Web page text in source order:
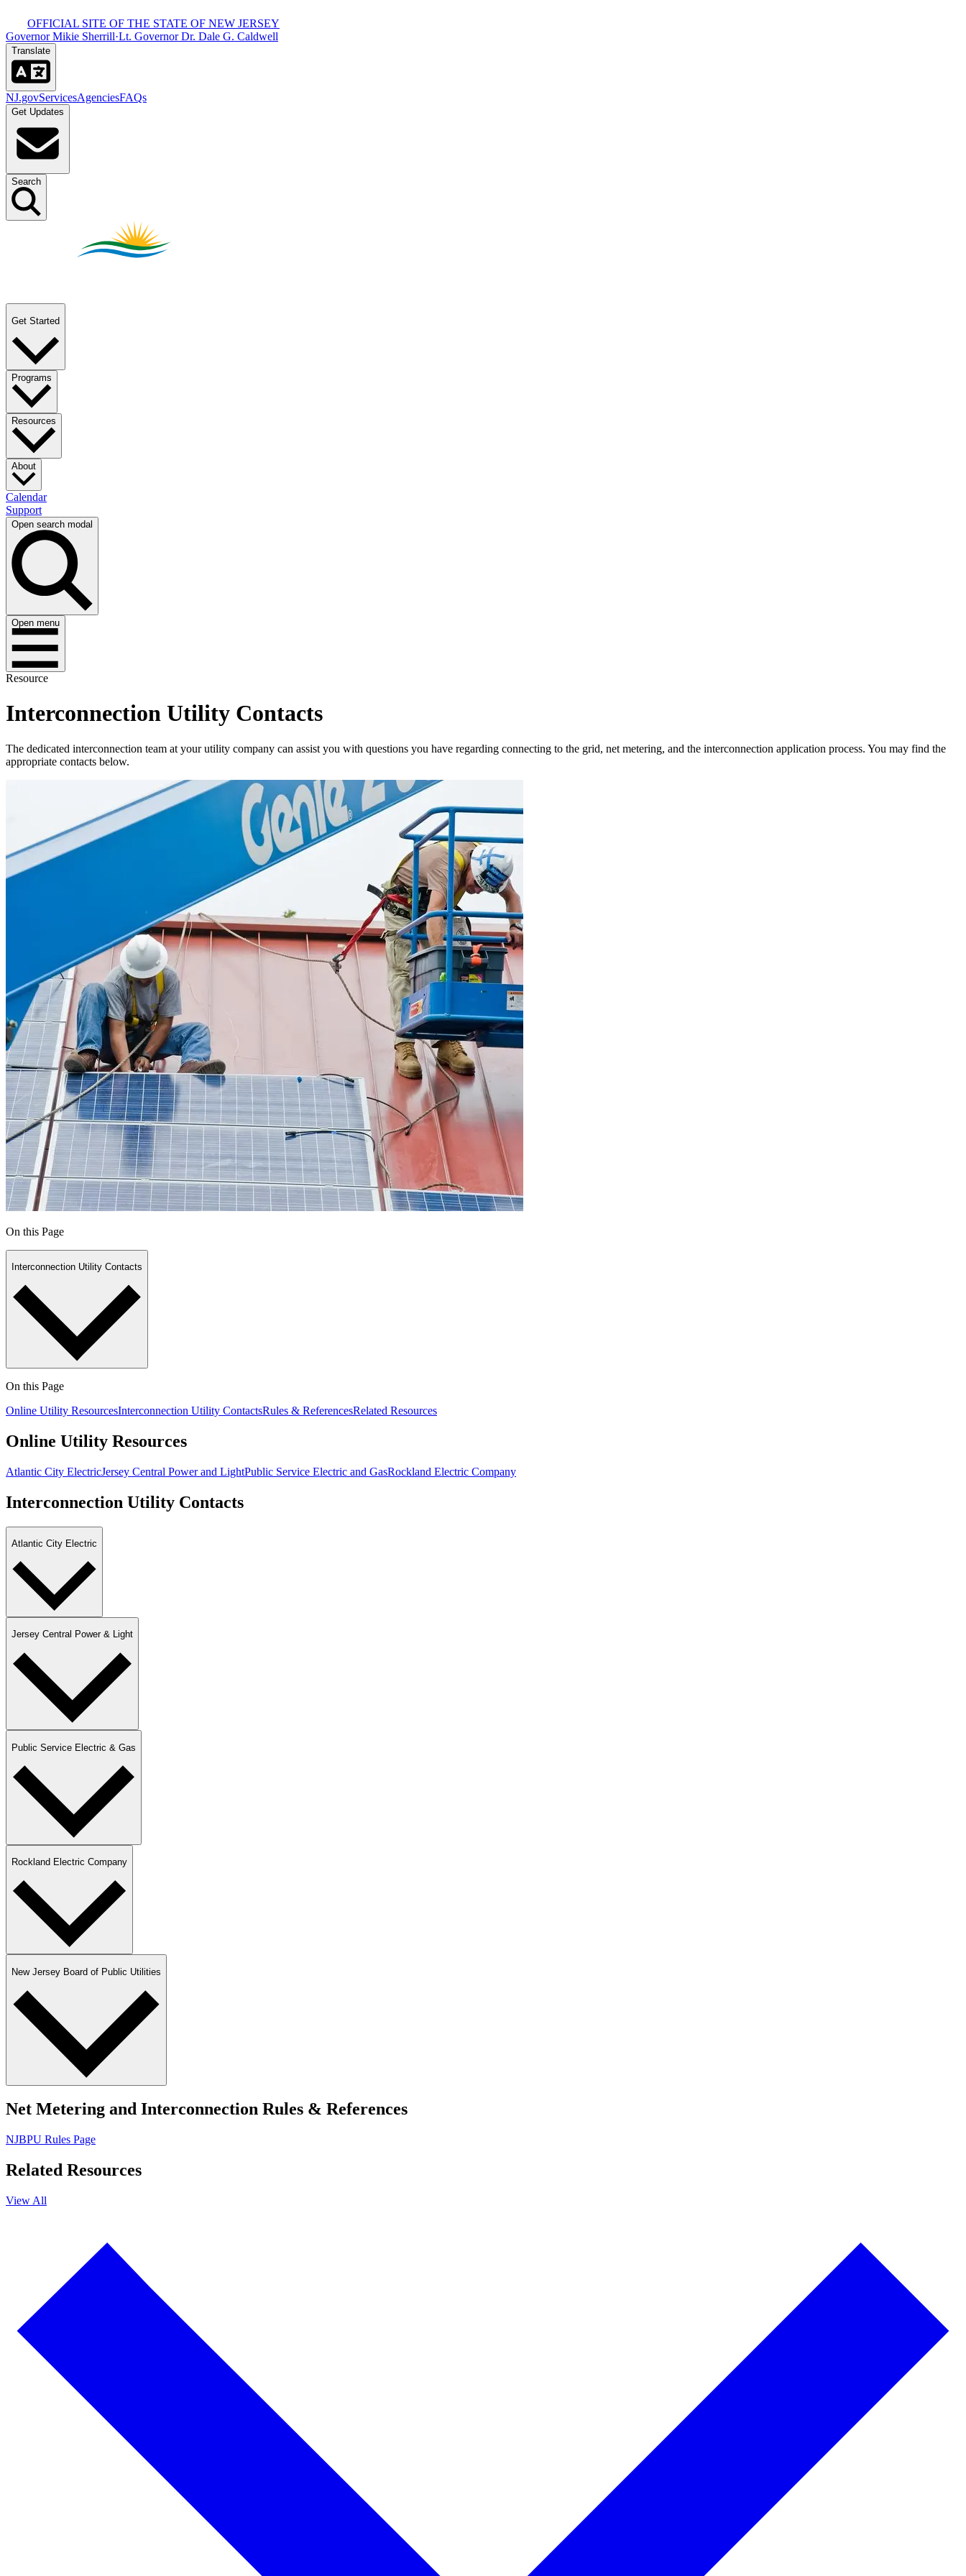
OFFICIAL SITE OF THE STATE OF NEW JERSEY​​​​‌ ‍ ​‍​‍‌‍ ‌ ​‍‌‍‍‌‌‍‌ ‌‍‍‌‌‍ ‍​‍​‍​ ‍‍​‍​‍‌ ​ ‌‍​‌‌‍ ‍‌‍‍‌‌ ‌​‌ ‍‌​‍ ‍‌‍‍‌‌‍ ​‍​‍​‍ ​​‍​‍‌‍‍​‌ ​‍‌‍‌‌‌‍‌‍​‍​‍​ ‍‍​‍​‍‌‍‍​‌ ‌​‌ ‌​‌ ​​​ ‍‍​‍ ​‍ ‌‍ ​‌‍ ‌‍​ ‌‍​‌‌‍ ​‌‍‍​‌‍ ‌ ​ ‌ ‌​​ ‍‍​ ​ ​ ​ ​ ​ ​ ​ ​‍ ‌‍‍‌‌‍ ‍‌ ‌​‌‍‌‌‌‍ ‍‌ ‌​​‍ ‌‍‌‌‌‍‌​‌‍‍‌‌ ‌​​‍ ‌‍ ‌‌‍ ‌‍‌​‌‍‌‌​ ‌‌ ​​‌ ​‍‌‍‌‌‌ ​ ‌‍‌‌‌‍ ‍‌ ‌​‌‍​‌‌ ‌​‌‍‍‌‌‍ ‌‍ ‍​ ‍ ‌‍‍‌‌‍‌​​ ‌‌‍ ‍‌‍‍‍‌​‌ ‌‍ ‌ ‌‍‌​ ​‌‍​‌‌ ‍‌‌‍ ‌ ‌‌‌ ‌​​ ‍ ‌ ‌​‌ ‍‌‌ ​​‌‍‌‌​ ‌‌‍ ‍‌‍‍‍‌‍ ​‌‍​‌‌ ‍‌‌‍ ‌ ‌‌‌ ‌​​ ‍ ‌ ​​‌‍​‌‌ ‌​‌‍‍​​ ‌‌‍‍​‌‍‌‌‌‍​‌‌‍‌​‌‍‌‌‌ ​‍​‍ ‍‌ ​ ‌‍‌‌‌‍​‌‌‍ ​​‍ ‍‌ ‌​‌‍‌‌‌ ‍​‌ ‌​​ ‌‍​‍‌‍​‌‌ ​ ‌‍‌‌‌‌‌‌‌ ​‍‌‍ ​​ ‌‌‍‍​‌ ‌​‌ ‌​‌ ​​​‍‌‌​ ​ ‌​​‌​‍‌‌​ ​‍‌​‌‍​‍‌‌​ ​‍‌​‌‍‌‍ ​‌‍ ‌‍​ ‌‍​‌‌‍ ​‌‍‍​‌‍ ‌ ​ ‌ ‌​​‍‌‌​ ​ ‌​​‌​ ​ ​ ​ ​ ​ ​ ​ ​‍‌‍‌‍‍‌‌‍‌​​ ‌‌‍ ‍‌‍‍‍‌​‌ ‌‍ ‌ ‌‍‌​ ​‌‍​‌‌ ‍‌‌‍ ‌ ‌‌‌ ‌​​‍‌‍‌ ‌​‌ ‍‌‌ ​​‌‍‌‌​ ‌‌‍ ‍‌‍‍‍‌‍ ​‌‍​‌‌ ‍‌‌‍ ‌ ‌‌‌ ‌​​‍‌‍‌ ​​‌‍​‌‌ ‌​‌‍‍​​ ‌‌‍‍​‌‍‌‌‌‍​‌‌‍‌​‌‍‌‌‌ ​‍​‍ ‍‌ ​ ‌‍‌‌‌‍​‌‌‍ ​​‍ ‍‌ ‌​‌‍‌‌‌ ‍​‌ ‌​​‍‌‍‌ ​​‌‍‌‌‌ ​‍‌ ​ ‌ ​​‌‍‌‌‌‍​ ‌ ‌​‌‍‍‌‌ ‌‍‌‍‌‌​ ‌‌ ​​‌ ‌‌‌‍​‍‌‍ ​‌‍‍‌‌ ​ ‌‍‍​‌‍‌‌‌‍‌​​‍​‍‌ ‌
Governor Mikie Sherrill​​​​‌ ‍ ​‍​‍‌‍ ‌ ​‍‌‍‍‌‌‍‌ ‌‍‍‌‌‍ ‍​‍​‍​ ‍‍​‍​‍‌ ​ ‌‍​‌‌‍ ‍‌‍‍‌‌ ‌​‌ ‍‌​‍ ‍‌‍‍‌‌‍ ​‍​‍​‍ ​​‍​‍‌‍‍​‌ ​‍‌‍‌‌‌‍‌‍​‍​‍​ ‍‍​‍​‍‌‍‍​‌ ‌​‌ ‌​‌ ​​​ ‍‍​‍ ​‍ ‌‍ ​‌‍ ‌‍​ ‌‍​‌‌‍ ​‌‍‍​‌‍ ‌ ​ ‌ ‌​​ ‍‍​ ​ ​ ​ ​ ​ ​ ​ ​‍ ‌‍‍‌‌‍ ‍‌ ‌​‌‍‌‌‌‍ ‍‌ ‌​​‍ ‌‍‌‌‌‍‌​‌‍‍‌‌ ‌​​‍ ‌‍ ‌‌‍ ‌‍‌​‌‍‌‌​ ‌‌ ​​‌ ​‍‌‍‌‌‌ ​ ‌‍‌‌‌‍ ‍‌ ‌​‌‍​‌‌ ‌​‌‍‍‌‌‍ ‌‍ ‍​ ‍ ‌‍‍‌‌‍‌​​ ‌‌‍ ‍‌‍‍‍‌​‌ ‌‍ ‌ ‌‍‌​ ​‌‍​‌‌ ‍‌‌‍ ‌ ‌‌‌ ‌​​ ‍ ‌ ‌​‌ ‍‌‌ ​​‌‍‌‌​ ‌‌‍ ‍‌‍‍‍‌‍ ​‌‍​‌‌ ‍‌‌‍ ‌ ‌‌‌ ‌​​ ‍ ‌ ​​‌‍​‌‌ ‌​‌‍‍​​ ‌‌‍‍​‌‍‌‌‌‍​‌‌‍‌​‌‍‌‌‌ ​‍​‍ ‍‌‍ ​‌‍‌‌‌‍​‌‌‍‌​‌‍‌‌‌ ​‍‌ ​ ​‍ ‍‌‍‌ ‌‍ ‌ ‌‍‌‍‌‌‌ ​‍‌‍ ‍‌‍ ‌ ​‍​ ‌‍​‍‌‍​‌‌ ​ ‌‍‌‌‌‌‌‌‌ ​‍‌‍ ​​ ‌‌‍‍​‌ ‌​‌ ‌​‌ ​​​‍‌‌​ ​ ‌​​‌​‍‌‌​ ​‍‌​‌‍​‍‌‌​ ​‍‌​‌‍‌‍ ​‌‍ ‌‍​ ‌‍​‌‌‍ ​‌‍‍​‌‍ ‌ ​ ‌ ‌​​‍‌‌​ ​ ‌​​‌​ ​ ​ ​ ​ ​ ​ ​ ​‍‌‍‌‍‍‌‌‍‌​​ ‌‌‍ ‍‌‍‍‍‌​‌ ‌‍ ‌ ‌‍‌​ ​‌‍​‌‌ ‍‌‌‍ ‌ ‌‌‌ ‌​​‍‌‍‌ ‌​‌ ‍‌‌ ​​‌‍‌‌​ ‌‌‍ ‍‌‍‍‍‌‍ ​‌‍​‌‌ ‍‌‌‍ ‌ ‌‌‌ ‌​​‍‌‍‌ ​​‌‍​‌‌ ‌​‌‍‍​​ ‌‌‍‍​‌‍‌‌‌‍​‌‌‍‌​‌‍‌‌‌ ​‍​‍ ‍‌‍ ​‌‍‌‌‌‍​‌‌‍‌​‌‍‌‌‌ ​‍‌ ​ ​‍ ‍‌‍‌ ‌‍ ‌ ‌‍‌‍‌‌‌ ​‍‌‍ ‍‌‍ ‌ ​‍​‍‌‍‌ ​​‌‍‌‌‌ ​‍‌ ​ ‌ ​​‌‍‌‌‌‍​ ‌ ‌​‌‍‍‌‌ ‌‍‌‍‌‌​ ‌‌ ​​‌ ‌‌‌‍​‍‌‍ ​‌‍‍‌‌ ​ ‌‍‍​‌‍‌‌‌‍‌​​‍​‍‌ ‌·Lt. Governor Dr. Dale G. Caldwell​​​​‌ ‍ ​‍​‍‌‍ ‌ ​‍‌‍‍‌‌‍‌ ‌‍‍‌‌‍ ‍​‍​‍​ ‍‍​‍​‍‌ ​ ‌‍​‌‌‍ ‍‌‍‍‌‌ ‌​‌ ‍‌​‍ ‍‌‍‍‌‌‍ ​‍​‍​‍ ​​‍​‍‌‍‍​‌ ​‍‌‍‌‌‌‍‌‍​‍​‍​ ‍‍​‍​‍‌‍‍​‌ ‌​‌ ‌​‌ ​​​ ‍‍​‍ ​‍ ‌‍ ​‌‍ ‌‍​ ‌‍​‌‌‍ ​‌‍‍​‌‍ ‌ ​ ‌ ‌​​ ‍‍​ ​ ​ ​ ​ ​ ​ ​ ​‍ ‌‍‍‌‌‍ ‍‌ ‌​‌‍‌‌‌‍ ‍‌ ‌​​‍ ‌‍‌‌‌‍‌​‌‍‍‌‌ ‌​​‍ ‌‍ ‌‌‍ ‌‍‌​‌‍‌‌​ ‌‌ ​​‌ ​‍‌‍‌‌‌ ​ ‌‍‌‌‌‍ ‍‌ ‌​‌‍​‌‌ ‌​‌‍‍‌‌‍ ‌‍ ‍​ ‍ ‌‍‍‌‌‍‌​​ ‌‌‍ ‍‌‍‍‍‌​‌ ‌‍ ‌ ‌‍‌​ ​‌‍​‌‌ ‍‌‌‍ ‌ ‌‌‌ ‌​​ ‍ ‌ ‌​‌ ‍‌‌ ​​‌‍‌‌​ ‌‌‍ ‍‌‍‍‍‌‍ ​‌‍​‌‌ ‍‌‌‍ ‌ ‌‌‌ ‌​​ ‍ ‌ ​​‌‍​‌‌ ‌​‌‍‍​​ ‌‌‍‍​‌‍‌‌‌‍​‌‌‍‌​‌‍‌‌‌ ​‍​‍ ‍‌‍ ​‌‍‌‌‌‍​‌‌‍‌​‌‍‌‌‌ ​‍‌ ​ ​‍ ‍‌‍ ​‌ ‌​‌​‌ ‌‍ ‌ ‌‍‌‍‌‌‌ ​‍‌‍ ‍‌‍ ‌ ​‍​ ‌‍​‍‌‍​‌‌ ​ ‌‍‌‌‌‌‌‌‌ ​‍‌‍ ​​ ‌‌‍‍​‌ ‌​‌ ‌​‌ ​​​‍‌‌​ ​ ‌​​‌​‍‌‌​ ​‍‌​‌‍​‍‌‌​ ​‍‌​‌‍‌‍ ​‌‍ ‌‍​ ‌‍​‌‌‍ ​‌‍‍​‌‍ ‌ ​ ‌ ‌​​‍‌‌​ ​ ‌​​‌​ ​ ​ ​ ​ ​ ​ ​ ​‍‌‍‌‍‍‌‌‍‌​​ ‌‌‍ ‍‌‍‍‍‌​‌ ‌‍ ‌ ‌‍‌​ ​‌‍​‌‌ ‍‌‌‍ ‌ ‌‌‌ ‌​​‍‌‍‌ ‌​‌ ‍‌‌ ​​‌‍‌‌​ ‌‌‍ ‍‌‍‍‍‌‍ ​‌‍​‌‌ ‍‌‌‍ ‌ ‌‌‌ ‌​​‍‌‍‌ ​​‌‍​‌‌ ‌​‌‍‍​​ ‌‌‍‍​‌‍‌‌‌‍​‌‌‍‌​‌‍‌‌‌ ​‍​‍ ‍‌‍ ​‌‍‌‌‌‍​‌‌‍‌​‌‍‌‌‌ ​‍‌ ​ ​‍ ‍‌‍ ​‌ ‌​‌​‌ ‌‍ ‌ ‌‍‌‍‌‌‌ ​‍‌‍ ‍‌‍ ‌ ​‍​‍‌‍‌ ​​‌‍‌‌‌ ​‍‌ ​ ‌ ​​‌‍‌‌‌‍​ ‌ ‌​‌‍‍‌‌ ‌‍‌‍‌‌​ ‌‌ ​​‌ ‌‌‌‍​‍‌‍ ​‌‍‍‌‌ ​ ‌‍‍​‌‍‌‌‌‍‌​​‍​‍‌ ‌
Translate​​​​‌ ‍ ​‍​‍‌‍ ‌ ​‍‌‍‍‌‌‍‌ ‌‍‍‌‌‍ ‍​‍​‍​ ‍‍​‍​‍‌ ​ ‌‍​‌‌‍ ‍‌‍‍‌‌ ‌​‌ ‍‌​‍ ‍‌‍‍‌‌‍ ​‍​‍​‍ ​​‍​‍‌‍‍​‌ ​‍‌‍‌‌‌‍‌‍​‍​‍​ ‍‍​‍​‍‌‍‍​‌ ‌​‌ ‌​‌ ​​​ ‍‍​‍ ​‍ ‌‍ ​‌‍ ‌‍​ ‌‍​‌‌‍ ​‌‍‍​‌‍ ‌ ​ ‌ ‌​​ ‍‍​ ​ ​ ​ ​ ​ ​ ​ ​‍ ‌‍‍‌‌‍ ‍‌ ‌​‌‍‌‌‌‍ ‍‌ ‌​​‍ ‌‍‌‌‌‍‌​‌‍‍‌‌ ‌​​‍ ‌‍ ‌‌‍ ‌‍‌​‌‍‌‌​ ‌‌ ​​‌ ​‍‌‍‌‌‌ ​ ‌‍‌‌‌‍ ‍‌ ‌​‌‍​‌‌ ‌​‌‍‍‌‌‍ ‌‍ ‍​ ‍ ‌‍‍‌‌‍‌​​ ‌‌‍ ‍‌‍‍‍‌​‌ ‌‍ ‌ ‌‍‌​ ​‌‍​‌‌ ‍‌‌‍ ‌ ‌‌‌ ‌​​ ‍ ‌ ‌​‌ ‍‌‌ ​​‌‍‌‌​ ‌‌‍ ‍‌‍‍‍‌‍ ​‌‍​‌‌ ‍‌‌‍ ‌ ‌‌‌ ‌​​ ‍ ‌ ​​‌‍​‌‌ ‌​‌‍‍​​ ‌‌‍‍​‌‍‌‌‌‍​‌‌‍‌​‌‍‌‌‌ ​‍​‍ ‍‌ ‌​‌ ​‍‌‍​‌‌‍ ‍‌ ​ ‌‍ ​‌‍​‌‌ ‌​‌‍‍‌‌‍ ‌‍ ‍‌ ​ ​‍ ‍‌‍​‍‌ ‌​‌‍ ‍​ ‌‍​‍‌‍​‌‌ ​ ‌‍‌‌‌‌‌‌‌ ​‍‌‍ ​​ ‌‌‍‍​‌ ‌​‌ ‌​‌ ​​​‍‌‌​ ​ ‌​​‌​‍‌‌​ ​‍‌​‌‍​‍‌‌​ ​‍‌​‌‍‌‍ ​‌‍ ‌‍​ ‌‍​‌‌‍ ​‌‍‍​‌‍ ‌ ​ ‌ ‌​​‍‌‌​ ​ ‌​​‌​ ​ ​ ​ ​ ​ ​ ​ ​‍‌‍‌‍‍‌‌‍‌​​ ‌‌‍ ‍‌‍‍‍‌​‌ ‌‍ ‌ ‌‍‌​ ​‌‍​‌‌ ‍‌‌‍ ‌ ‌‌‌ ‌​​‍‌‍‌ ‌​‌ ‍‌‌ ​​‌‍‌‌​ ‌‌‍ ‍‌‍‍‍‌‍ ​‌‍​‌‌ ‍‌‌‍ ‌ ‌‌‌ ‌​​‍‌‍‌ ​​‌‍​‌‌ ‌​‌‍‍​​ ‌‌‍‍​‌‍‌‌‌‍​‌‌‍‌​‌‍‌‌‌ ​‍​‍ ‍‌ ‌​‌ ​‍‌‍​‌‌‍ ‍‌ ​ ‌‍ ​‌‍​‌‌ ‌​‌‍‍‌‌‍ ‌‍ ‍‌ ​ ​‍ ‍‌‍​‍‌ ‌​‌‍ ‍​‍‌‍‌ ​​‌‍‌‌‌ ​‍‌ ​ ‌ ​​‌‍‌‌‌‍​ ‌ ‌​‌‍‍‌‌ ‌‍‌‍‌‌​ ‌‌ ​​‌ ‌‌‌‍​‍‌‍ ​‌‍‍‌‌ ​ ‌‍‍​‌‍‌‌‌‍‌​​‍​‍‌ ‌
NJ.gov​​​​‌ ‍ ​‍​‍‌‍ ‌ ​‍‌‍‍‌‌‍‌ ‌‍‍‌‌‍ ‍​‍​‍​ ‍‍​‍​‍‌ ​ ‌‍​‌‌‍ ‍‌‍‍‌‌ ‌​‌ ‍‌​‍ ‍‌‍‍‌‌‍ ​‍​‍​‍ ​​‍​‍‌‍‍​‌ ​‍‌‍‌‌‌‍‌‍​‍​‍​ ‍‍​‍​‍‌‍‍​‌ ‌​‌ ‌​‌ ​​​ ‍‍​‍ ​‍ ‌‍ ​‌‍ ‌‍​ ‌‍​‌‌‍ ​‌‍‍​‌‍ ‌ ​ ‌ ‌​​ ‍‍​ ​ ​ ​ ​ ​ ​ ​ ​‍ ‌‍‍‌‌‍ ‍‌ ‌​‌‍‌‌‌‍ ‍‌ ‌​​‍ ‌‍‌‌‌‍‌​‌‍‍‌‌ ‌​​‍ ‌‍ ‌‌‍ ‌‍‌​‌‍‌‌​ ‌‌ ​​‌ ​‍‌‍‌‌‌ ​ ‌‍‌‌‌‍ ‍‌ ‌​‌‍​‌‌ ‌​‌‍‍‌‌‍ ‌‍ ‍​ ‍ ‌‍‍‌‌‍‌​​ ‌‌‍ ‍‌‍‍‍‌​‌ ‌‍ ‌ ‌‍‌​ ​‌‍​‌‌ ‍‌‌‍ ‌ ‌‌‌ ‌​​ ‍ ‌ ‌​‌ ‍‌‌ ​​‌‍‌‌​ ‌‌‍ ‍‌‍‍‍‌‍ ​‌‍​‌‌ ‍‌‌‍ ‌ ‌‌‌ ‌​​ ‍ ‌ ​​‌‍​‌‌ ‌​‌‍‍​​ ‌‌‍‍​‌‍‌‌‌‍​‌‌‍‌​‌‍‌‌‌ ​‍​‍ ‍‌‍ ​‌‍‍‌‌‍ ‍‌‍‍ ‌ ​ ​‍‌‌​ ‌‌‌​​‍‌‌ ‌‍‍ ‌‍‌‌‌ ‍‌​‍‌‌​ ​ ‌​‌​​‍‌‌​ ​ ‌​‌​​‍‌‌​ ​‍​ ​‍​ ​‍‌‍‌‍‌‍​ ‌‍​ ​ ​ ‌‍​‍​ ‍​‌‍‌‌​ ​​​ ​ ‌‍​‍​ ​​​‍‌‌​ ​‍​ ​‍​‍‌‌​ ‌‌‌​‌​​‍ ‍‌ ‌​‌‍‌‌‌ ‍​‌ ‌​​ ‌‍​‍‌‍​‌‌ ​ ‌‍‌‌‌‌‌‌‌ ​‍‌‍ ​​ ‌‌‍‍​‌ ‌​‌ ‌​‌ ​​​‍‌‌​ ​ ‌​​‌​‍‌‌​ ​‍‌​‌‍​‍‌‌​ ​‍‌​‌‍‌‍ ​‌‍ ‌‍​ ‌‍​‌‌‍ ​‌‍‍​‌‍ ‌ ​ ‌ ‌​​‍‌‌​ ​ ‌​​‌​ ​ ​ ​ ​ ​ ​ ​ ​‍‌‍‌‍‍‌‌‍‌​​ ‌‌‍ ‍‌‍‍‍‌​‌ ‌‍ ‌ ‌‍‌​ ​‌‍​‌‌ ‍‌‌‍ ‌ ‌‌‌ ‌​​‍‌‍‌ ‌​‌ ‍‌‌ ​​‌‍‌‌​ ‌‌‍ ‍‌‍‍‍‌‍ ​‌‍​‌‌ ‍‌‌‍ ‌ ‌‌‌ ‌​​‍‌‍‌ ​​‌‍​‌‌ ‌​‌‍‍​​ ‌‌‍‍​‌‍‌‌‌‍​‌‌‍‌​‌‍‌‌‌ ​‍​‍ ‍‌‍ ​‌‍‍‌‌‍ ‍‌‍‍ ‌ ​ ​‍‌‌​ ‌‌‌​​‍‌‌ ‌‍‍ ‌‍‌‌‌ ‍‌​‍‌‌​ ​ ‌​‌​​‍‌‌​ ​ ‌​‌​​‍‌‌​ ​‍​ ​‍​ ​‍‌‍‌‍‌‍​ ‌‍​ ​ ​ ‌‍​‍​ ‍​‌‍‌‌​ ​​​ ​ ‌‍​‍​ ​​​‍‌‌​ ​‍​ ​‍​‍‌‌​ ‌‌‌​‌​​‍ ‍‌ ‌​‌‍‌‌‌ ‍​‌ ‌​​‍‌‍‌ ​​‌‍‌‌‌ ​‍‌ ​ ‌ ​​‌‍‌‌‌‍​ ‌ ‌​‌‍‍‌‌ ‌‍‌‍‌‌​ ‌‌ ​​‌ ‌‌‌‍​‍‌‍ ​‌‍‍‌‌ ​ ‌‍‍​‌‍‌‌‌‍‌​​‍​‍‌ ‌Services​​​​‌ ‍ ​‍​‍‌‍ ‌ ​‍‌‍‍‌‌‍‌ ‌‍‍‌‌‍ ‍​‍​‍​ ‍‍​‍​‍‌ ​ ‌‍​‌‌‍ ‍‌‍‍‌‌ ‌​‌ ‍‌​‍ ‍‌‍‍‌‌‍ ​‍​‍​‍ ​​‍​‍‌‍‍​‌ ​‍‌‍‌‌‌‍‌‍​‍​‍​ ‍‍​‍​‍‌‍‍​‌ ‌​‌ ‌​‌ ​​​ ‍‍​‍ ​‍ ‌‍ ​‌‍ ‌‍​ ‌‍​‌‌‍ ​‌‍‍​‌‍ ‌ ​ ‌ ‌​​ ‍‍​ ​ ​ ​ ​ ​ ​ ​ ​‍ ‌‍‍‌‌‍ ‍‌ ‌​‌‍‌‌‌‍ ‍‌ ‌​​‍ ‌‍‌‌‌‍‌​‌‍‍‌‌ ‌​​‍ ‌‍ ‌‌‍ ‌‍‌​‌‍‌‌​ ‌‌ ​​‌ ​‍‌‍‌‌‌ ​ ‌‍‌‌‌‍ ‍‌ ‌​‌‍​‌‌ ‌​‌‍‍‌‌‍ ‌‍ ‍​ ‍ ‌‍‍‌‌‍‌​​ ‌‌‍ ‍‌‍‍‍‌​‌ ‌‍ ‌ ‌‍‌​ ​‌‍​‌‌ ‍‌‌‍ ‌ ‌‌‌ ‌​​ ‍ ‌ ‌​‌ ‍‌‌ ​​‌‍‌‌​ ‌‌‍ ‍‌‍‍‍‌‍ ​‌‍​‌‌ ‍‌‌‍ ‌ ‌‌‌ ‌​​ ‍ ‌ ​​‌‍​‌‌ ‌​‌‍‍​​ ‌‌‍‍​‌‍‌‌‌‍​‌‌‍‌​‌‍‌‌‌ ​‍​‍ ‍‌‍ ​‌‍‍‌‌‍ ‍‌‍‍ ‌ ​ ​‍‌‌​ ‌‌‌​​‍‌‌ ‌‍‍ ‌‍‌‌‌ ‍‌​‍‌‌​ ​ ‌​‌​​‍‌‌​ ​ ‌​‌​​‍‌‌​ ​‍​ ​‍​ ​‍​ ‍​​ ‌ ​ ‍‌​ ​‍‌‍​ ‌‍​ ‌‍‌‍​ ​ ​ ‌ ​ ‌​​ ‌​​‍‌‌​ ​‍​ ​‍​‍‌‌​ ‌‌‌​‌​​‍ ‍‌ ‌​‌‍‌‌‌ ‍​‌ ‌​​ ‌‍​‍‌‍​‌‌ ​ ‌‍‌‌‌‌‌‌‌ ​‍‌‍ ​​ ‌‌‍‍​‌ ‌​‌ ‌​‌ ​​​‍‌‌​ ​ ‌​​‌​‍‌‌​ ​‍‌​‌‍​‍‌‌​ ​‍‌​‌‍‌‍ ​‌‍ ‌‍​ ‌‍​‌‌‍ ​‌‍‍​‌‍ ‌ ​ ‌ ‌​​‍‌‌​ ​ ‌​​‌​ ​ ​ ​ ​ ​ ​ ​ ​‍‌‍‌‍‍‌‌‍‌​​ ‌‌‍ ‍‌‍‍‍‌​‌ ‌‍ ‌ ‌‍‌​ ​‌‍​‌‌ ‍‌‌‍ ‌ ‌‌‌ ‌​​‍‌‍‌ ‌​‌ ‍‌‌ ​​‌‍‌‌​ ‌‌‍ ‍‌‍‍‍‌‍ ​‌‍​‌‌ ‍‌‌‍ ‌ ‌‌‌ ‌​​‍‌‍‌ ​​‌‍​‌‌ ‌​‌‍‍​​ ‌‌‍‍​‌‍‌‌‌‍​‌‌‍‌​‌‍‌‌‌ ​‍​‍ ‍‌‍ ​‌‍‍‌‌‍ ‍‌‍‍ ‌ ​ ​‍‌‌​ ‌‌‌​​‍‌‌ ‌‍‍ ‌‍‌‌‌ ‍‌​‍‌‌​ ​ ‌​‌​​‍‌‌​ ​ ‌​‌​​‍‌‌​ ​‍​ ​‍​ ​‍​ ‍​​ ‌ ​ ‍‌​ ​‍‌‍​ ‌‍​ ‌‍‌‍​ ​ ​ ‌ ​ ‌​​ ‌​​‍‌‌​ ​‍​ ​‍​‍‌‌​ ‌‌‌​‌​​‍ ‍‌ ‌​‌‍‌‌‌ ‍​‌ ‌​​‍‌‍‌ ​​‌‍‌‌‌ ​‍‌ ​ ‌ ​​‌‍‌‌‌‍​ ‌ ‌​‌‍‍‌‌ ‌‍‌‍‌‌​ ‌‌ ​​‌ ‌‌‌‍​‍‌‍ ​‌‍‍‌‌ ​ ‌‍‍​‌‍‌‌‌‍‌​​‍​‍‌ ‌Agencies​​​​‌ ‍ ​‍​‍‌‍ ‌ ​‍‌‍‍‌‌‍‌ ‌‍‍‌‌‍ ‍​‍​‍​ ‍‍​‍​‍‌ ​ ‌‍​‌‌‍ ‍‌‍‍‌‌ ‌​‌ ‍‌​‍ ‍‌‍‍‌‌‍ ​‍​‍​‍ ​​‍​‍‌‍‍​‌ ​‍‌‍‌‌‌‍‌‍​‍​‍​ ‍‍​‍​‍‌‍‍​‌ ‌​‌ ‌​‌ ​​​ ‍‍​‍ ​‍ ‌‍ ​‌‍ ‌‍​ ‌‍​‌‌‍ ​‌‍‍​‌‍ ‌ ​ ‌ ‌​​ ‍‍​ ​ ​ ​ ​ ​ ​ ​ ​‍ ‌‍‍‌‌‍ ‍‌ ‌​‌‍‌‌‌‍ ‍‌ ‌​​‍ ‌‍‌‌‌‍‌​‌‍‍‌‌ ‌​​‍ ‌‍ ‌‌‍ ‌‍‌​‌‍‌‌​ ‌‌ ​​‌ ​‍‌‍‌‌‌ ​ ‌‍‌‌‌‍ ‍‌ ‌​‌‍​‌‌ ‌​‌‍‍‌‌‍ ‌‍ ‍​ ‍ ‌‍‍‌‌‍‌​​ ‌‌‍ ‍‌‍‍‍‌​‌ ‌‍ ‌ ‌‍‌​ ​‌‍​‌‌ ‍‌‌‍ ‌ ‌‌‌ ‌​​ ‍ ‌ ‌​‌ ‍‌‌ ​​‌‍‌‌​ ‌‌‍ ‍‌‍‍‍‌‍ ​‌‍​‌‌ ‍‌‌‍ ‌ ‌‌‌ ‌​​ ‍ ‌ ​​‌‍​‌‌ ‌​‌‍‍​​ ‌‌‍‍​‌‍‌‌‌‍​‌‌‍‌​‌‍‌‌‌ ​‍​‍ ‍‌‍ ​‌‍‍‌‌‍ ‍‌‍‍ ‌ ​ ​‍‌‌​ ‌‌‌​​‍‌‌ ‌‍‍ ‌‍‌‌‌ ‍‌​‍‌‌​ ​ ‌​‌​​‍‌‌​ ​ ‌​‌​​‍‌‌​ ​‍​ ​‍​ ‌ ‌‍‌​​ ​‌‌‍‌‍​ ​ ​ ​​‌‍​ ‌‍​‍​ ‌ ‌‍‌​​ ‍​​ ​ ​‍‌‌​ ​‍​ ​‍​‍‌‌​ ‌‌‌​‌​​‍ ‍‌ ‌​‌‍‌‌‌ ‍​‌ ‌​​ ‌‍​‍‌‍​‌‌ ​ ‌‍‌‌‌‌‌‌‌ ​‍‌‍ ​​ ‌‌‍‍​‌ ‌​‌ ‌​‌ ​​​‍‌‌​ ​ ‌​​‌​‍‌‌​ ​‍‌​‌‍​‍‌‌​ ​‍‌​‌‍‌‍ ​‌‍ ‌‍​ ‌‍​‌‌‍ ​‌‍‍​‌‍ ‌ ​ ‌ ‌​​‍‌‌​ ​ ‌​​‌​ ​ ​ ​ ​ ​ ​ ​ ​‍‌‍‌‍‍‌‌‍‌​​ ‌‌‍ ‍‌‍‍‍‌​‌ ‌‍ ‌ ‌‍‌​ ​‌‍​‌‌ ‍‌‌‍ ‌ ‌‌‌ ‌​​‍‌‍‌ ‌​‌ ‍‌‌ ​​‌‍‌‌​ ‌‌‍ ‍‌‍‍‍‌‍ ​‌‍​‌‌ ‍‌‌‍ ‌ ‌‌‌ ‌​​‍‌‍‌ ​​‌‍​‌‌ ‌​‌‍‍​​ ‌‌‍‍​‌‍‌‌‌‍​‌‌‍‌​‌‍‌‌‌ ​‍​‍ ‍‌‍ ​‌‍‍‌‌‍ ‍‌‍‍ ‌ ​ ​‍‌‌​ ‌‌‌​​‍‌‌ ‌‍‍ ‌‍‌‌‌ ‍‌​‍‌‌​ ​ ‌​‌​​‍‌‌​ ​ ‌​‌​​‍‌‌​ ​‍​ ​‍​ ‌ ‌‍‌​​ ​‌‌‍‌‍​ ​ ​ ​​‌‍​ ‌‍​‍​ ‌ ‌‍‌​​ ‍​​ ​ ​‍‌‌​ ​‍​ ​‍​‍‌‌​ ‌‌‌​‌​​‍ ‍‌ ‌​‌‍‌‌‌ ‍​‌ ‌​​‍‌‍‌ ​​‌‍‌‌‌ ​‍‌ ​ ‌ ​​‌‍‌‌‌‍​ ‌ ‌​‌‍‍‌‌ ‌‍‌‍‌‌​ ‌‌ ​​‌ ‌‌‌‍​‍‌‍ ​‌‍‍‌‌ ​ ‌‍‍​‌‍‌‌‌‍‌​​‍​‍‌ ‌FAQs​​​​‌ ‍ ​‍​‍‌‍ ‌ ​‍‌‍‍‌‌‍‌ ‌‍‍‌‌‍ ‍​‍​‍​ ‍‍​‍​‍‌ ​ ‌‍​‌‌‍ ‍‌‍‍‌‌ ‌​‌ ‍‌​‍ ‍‌‍‍‌‌‍ ​‍​‍​‍ ​​‍​‍‌‍‍​‌ ​‍‌‍‌‌‌‍‌‍​‍​‍​ ‍‍​‍​‍‌‍‍​‌ ‌​‌ ‌​‌ ​​​ ‍‍​‍ ​‍ ‌‍ ​‌‍ ‌‍​ ‌‍​‌‌‍ ​‌‍‍​‌‍ ‌ ​ ‌ ‌​​ ‍‍​ ​ ​ ​ ​ ​ ​ ​ ​‍ ‌‍‍‌‌‍ ‍‌ ‌​‌‍‌‌‌‍ ‍‌ ‌​​‍ ‌‍‌‌‌‍‌​‌‍‍‌‌ ‌​​‍ ‌‍ ‌‌‍ ‌‍‌​‌‍‌‌​ ‌‌ ​​‌ ​‍‌‍‌‌‌ ​ ‌‍‌‌‌‍ ‍‌ ‌​‌‍​‌‌ ‌​‌‍‍‌‌‍ ‌‍ ‍​ ‍ ‌‍‍‌‌‍‌​​ ‌‌‍ ‍‌‍‍‍‌​‌ ‌‍ ‌ ‌‍‌​ ​‌‍​‌‌ ‍‌‌‍ ‌ ‌‌‌ ‌​​ ‍ ‌ ‌​‌ ‍‌‌ ​​‌‍‌‌​ ‌‌‍ ‍‌‍‍‍‌‍ ​‌‍​‌‌ ‍‌‌‍ ‌ ‌‌‌ ‌​​ ‍ ‌ ​​‌‍​‌‌ ‌​‌‍‍​​ ‌‌‍‍​‌‍‌‌‌‍​‌‌‍‌​‌‍‌‌‌ ​‍​‍ ‍‌‍ ​‌‍‍‌‌‍ ‍‌‍‍ ‌ ​ ​‍‌‌​ ‌‌‌​​‍‌‌ ‌‍‍ ‌‍‌‌‌ ‍‌​‍‌‌​ ​ ‌​‌​​‍‌‌​ ​ ‌​‌​​‍‌‌​ ​‍​ ​‍‌‍​ ​ ‌‍​ ‍​‌‍​ ‌‍​‍​ ​‌​ ​​​ ‌‌‌‍​ ​ ‌‌​ ​‌‌‍​‍​‍‌‌​ ​‍​ ​‍​‍‌‌​ ‌‌‌​‌​​‍ ‍‌ ‌​‌‍‌‌‌ ‍​‌ ‌​​ ‌‍​‍‌‍​‌‌ ​ ‌‍‌‌‌‌‌‌‌ ​‍‌‍ ​​ ‌‌‍‍​‌ ‌​‌ ‌​‌ ​​​‍‌‌​ ​ ‌​​‌​‍‌‌​ ​‍‌​‌‍​‍‌‌​ ​‍‌​‌‍‌‍ ​‌‍ ‌‍​ ‌‍​‌‌‍ ​‌‍‍​‌‍ ‌ ​ ‌ ‌​​‍‌‌​ ​ ‌​​‌​ ​ ​ ​ ​ ​ ​ ​ ​‍‌‍‌‍‍‌‌‍‌​​ ‌‌‍ ‍‌‍‍‍‌​‌ ‌‍ ‌ ‌‍‌​ ​‌‍​‌‌ ‍‌‌‍ ‌ ‌‌‌ ‌​​‍‌‍‌ ‌​‌ ‍‌‌ ​​‌‍‌‌​ ‌‌‍ ‍‌‍‍‍‌‍ ​‌‍​‌‌ ‍‌‌‍ ‌ ‌‌‌ ‌​​‍‌‍‌ ​​‌‍​‌‌ ‌​‌‍‍​​ ‌‌‍‍​‌‍‌‌‌‍​‌‌‍‌​‌‍‌‌‌ ​‍​‍ ‍‌‍ ​‌‍‍‌‌‍ ‍‌‍‍ ‌ ​ ​‍‌‌​ ‌‌‌​​‍‌‌ ‌‍‍ ‌‍‌‌‌ ‍‌​‍‌‌​ ​ ‌​‌​​‍‌‌​ ​ ‌​‌​​‍‌‌​ ​‍​ ​‍‌‍​ ​ ‌‍​ ‍​‌‍​ ‌‍​‍​ ​‌​ ​​​ ‌‌‌‍​ ​ ‌‌​ ​‌‌‍​‍​‍‌‌​ ​‍​ ​‍​‍‌‌​ ‌‌‌​‌​​‍ ‍‌ ‌​‌‍‌‌‌ ‍​‌ ‌​​‍‌‍‌ ​​‌‍‌‌‌ ​‍‌ ​ ‌ ​​‌‍‌‌‌‍​ ‌ ‌​‌‍‍‌‌ ‌‍‌‍‌‌​ ‌‌ ​​‌ ‌‌‌‍​‍‌‍ ​‌‍‍‌‌ ​ ‌‍‍​‌‍‌‌‌‍‌​​‍​‍‌ ‌
Get Updates​​​​‌ ‍ ​‍​‍‌‍ ‌ ​‍‌‍‍‌‌‍‌ ‌‍‍‌‌‍ ‍​‍​‍​ ‍‍​‍​‍‌ ​ ‌‍​‌‌‍ ‍‌‍‍‌‌ ‌​‌ ‍‌​‍ ‍‌‍‍‌‌‍ ​‍​‍​‍ ​​‍​‍‌‍‍​‌ ​‍‌‍‌‌‌‍‌‍​‍​‍​ ‍‍​‍​‍‌‍‍​‌ ‌​‌ ‌​‌ ​​​ ‍‍​‍ ​‍ ‌‍ ​‌‍ ‌‍​ ‌‍​‌‌‍ ​‌‍‍​‌‍ ‌ ​ ‌ ‌​​ ‍‍​ ​ ​ ​ ​ ​ ​ ​ ​‍ ‌‍‍‌‌‍ ‍‌ ‌​‌‍‌‌‌‍ ‍‌ ‌​​‍ ‌‍‌‌‌‍‌​‌‍‍‌‌ ‌​​‍ ‌‍ ‌‌‍ ‌‍‌​‌‍‌‌​ ‌‌ ​​‌ ​‍‌‍‌‌‌ ​ ‌‍‌‌‌‍ ‍‌ ‌​‌‍​‌‌ ‌​‌‍‍‌‌‍ ‌‍ ‍​ ‍ ‌‍‍‌‌‍‌​​ ‌‌‍ ‍‌‍‍‍‌​‌ ‌‍ ‌ ‌‍‌​ ​‌‍​‌‌ ‍‌‌‍ ‌ ‌‌‌ ‌​​ ‍ ‌ ‌​‌ ‍‌‌ ​​‌‍‌‌​ ‌‌‍ ‍‌‍‍‍‌‍ ​‌‍​‌‌ ‍‌‌‍ ‌ ‌‌‌ ‌​​ ‍ ‌ ​​‌‍​‌‌ ‌​‌‍‍​​ ‌‌‍‍​‌‍‌‌‌‍​‌‌‍‌​‌‍‌‌‌ ​‍​‍ ‍‌‍ ‍‌‍‌‌‌ ‌ ‌ ​ ‌‍ ​‌‍‌‌‌ ‌​‌ ‌​‌‍‌‌‌ ​‍​‍ ‍‌‍​‍‌ ‌​‌‍ ‍​ ‌‍​‍‌‍​‌‌ ​ ‌‍‌‌‌‌‌‌‌ ​‍‌‍ ​​ ‌‌‍‍​‌ ‌​‌ ‌​‌ ​​​‍‌‌​ ​ ‌​​‌​‍‌‌​ ​‍‌​‌‍​‍‌‌​ ​‍‌​‌‍‌‍ ​‌‍ ‌‍​ ‌‍​‌‌‍ ​‌‍‍​‌‍ ‌ ​ ‌ ‌​​‍‌‌​ ​ ‌​​‌​ ​ ​ ​ ​ ​ ​ ​ ​‍‌‍‌‍‍‌‌‍‌​​ ‌‌‍ ‍‌‍‍‍‌​‌ ‌‍ ‌ ‌‍‌​ ​‌‍​‌‌ ‍‌‌‍ ‌ ‌‌‌ ‌​​‍‌‍‌ ‌​‌ ‍‌‌ ​​‌‍‌‌​ ‌‌‍ ‍‌‍‍‍‌‍ ​‌‍​‌‌ ‍‌‌‍ ‌ ‌‌‌ ‌​​‍‌‍‌ ​​‌‍​‌‌ ‌​‌‍‍​​ ‌‌‍‍​‌‍‌‌‌‍​‌‌‍‌​‌‍‌‌‌ ​‍​‍ ‍‌‍ ‍‌‍‌‌‌ ‌ ‌ ​ ‌‍ ​‌‍‌‌‌ ‌​‌ ‌​‌‍‌‌‌ ​‍​‍ ‍‌‍​‍‌ ‌​‌‍ ‍​‍‌‍‌ ​​‌‍‌‌‌ ​‍‌ ​ ‌ ​​‌‍‌‌‌‍​ ‌ ‌​‌‍‍‌‌ ‌‍‌‍‌‌​ ‌‌ ​​‌ ‌‌‌‍​‍‌‍ ​‌‍‍‌‌ ​ ‌‍‍​‌‍‌‌‌‍‌​​‍​‍‌ ‌
Search​​​​‌ ‍ ​‍​‍‌‍ ‌ ​‍‌‍‍‌‌‍‌ ‌‍‍‌‌‍ ‍​‍​‍​ ‍‍​‍​‍‌ ​ ‌‍​‌‌‍ ‍‌‍‍‌‌ ‌​‌ ‍‌​‍ ‍‌‍‍‌‌‍ ​‍​‍​‍ ​​‍​‍‌‍‍​‌ ​‍‌‍‌‌‌‍‌‍​‍​‍​ ‍‍​‍​‍‌‍‍​‌ ‌​‌ ‌​‌ ​​​ ‍‍​‍ ​‍ ‌‍ ​‌‍ ‌‍​ ‌‍​‌‌‍ ​‌‍‍​‌‍ ‌ ​ ‌ ‌​​ ‍‍​ ​ ​ ​ ​ ​ ​ ​ ​‍ ‌‍‍‌‌‍ ‍‌ ‌​‌‍‌‌‌‍ ‍‌ ‌​​‍ ‌‍‌‌‌‍‌​‌‍‍‌‌ ‌​​‍ ‌‍ ‌‌‍ ‌‍‌​‌‍‌‌​ ‌‌ ​​‌ ​‍‌‍‌‌‌ ​ ‌‍‌‌‌‍ ‍‌ ‌​‌‍​‌‌ ‌​‌‍‍‌‌‍ ‌‍ ‍​ ‍ ‌‍‍‌‌‍‌​​ ‌‌‍ ‍‌‍‍‍‌​‌ ‌‍ ‌ ‌‍‌​ ​‌‍​‌‌ ‍‌‌‍ ‌ ‌‌‌ ‌​​ ‍ ‌ ‌​‌ ‍‌‌ ​​‌‍‌‌​ ‌‌‍ ‍‌‍‍‍‌‍ ​‌‍​‌‌ ‍‌‌‍ ‌ ‌‌‌ ‌​​ ‍ ‌ ​​‌‍​‌‌ ‌​‌‍‍​​ ‌‌‍‍​‌‍‌‌‌‍​‌‌‍‌​‌‍‌‌‌ ​‍​‍ ‍‌ ​ ‌‍‌‌‌‍​‌‌ ​‍‌‍​ ‌‍‍​​‍ ‍‌‍​‍‌ ‌​‌‍ ‍​ ‌‍​‍‌‍​‌‌ ​ ‌‍‌‌‌‌‌‌‌ ​‍‌‍ ​​ ‌‌‍‍​‌ ‌​‌ ‌​‌ ​​​‍‌‌​ ​ ‌​​‌​‍‌‌​ ​‍‌​‌‍​‍‌‌​ ​‍‌​‌‍‌‍ ​‌‍ ‌‍​ ‌‍​‌‌‍ ​‌‍‍​‌‍ ‌ ​ ‌ ‌​​‍‌‌​ ​ ‌​​‌​ ​ ​ ​ ​ ​ ​ ​ ​‍‌‍‌‍‍‌‌‍‌​​ ‌‌‍ ‍‌‍‍‍‌​‌ ‌‍ ‌ ‌‍‌​ ​‌‍​‌‌ ‍‌‌‍ ‌ ‌‌‌ ‌​​‍‌‍‌ ‌​‌ ‍‌‌ ​​‌‍‌‌​ ‌‌‍ ‍‌‍‍‍‌‍ ​‌‍​‌‌ ‍‌‌‍ ‌ ‌‌‌ ‌​​‍‌‍‌ ​​‌‍​‌‌ ‌​‌‍‍​​ ‌‌‍‍​‌‍‌‌‌‍​‌‌‍‌​‌‍‌‌‌ ​‍​‍ ‍‌ ​ ‌‍‌‌‌‍​‌‌ ​‍‌‍​ ‌‍‍​​‍ ‍‌‍​‍‌ ‌​‌‍ ‍​‍‌‍‌ ​​‌‍‌‌‌ ​‍‌ ​ ‌ ​​‌‍‌‌‌‍​ ‌ ‌​‌‍‍‌‌ ‌‍‌‍‌‌​ ‌‌ ​​‌ ‌‌‌‍​‍‌‍ ​‌‍‍‌‌ ​ ‌‍‍​‌‍‌‌‌‍‌​​‍​‍‌ ‌
Get Started​​​​‌ ‍ ​‍​‍‌‍ ‌ ​‍‌‍‍‌‌‍‌ ‌‍‍‌‌‍ ‍​‍​‍​ ‍‍​‍​‍‌ ​ ‌‍​‌‌‍ ‍‌‍‍‌‌ ‌​‌ ‍‌​‍ ‍‌‍‍‌‌‍ ​‍​‍​‍ ​​‍​‍‌‍‍​‌ ​‍‌‍‌‌‌‍‌‍​‍​‍​ ‍‍​‍​‍‌‍‍​‌ ‌​‌ ‌​‌ ​​​ ‍‍​‍ ​‍ ‌‍ ​‌‍ ‌‍​ ‌‍​‌‌‍ ​‌‍‍​‌‍ ‌ ​ ‌ ‌​​ ‍‍​ ​ ​ ​ ​ ​ ​ ​ ​‍ ‌‍‍‌‌‍ ‍‌ ‌​‌‍‌‌‌‍ ‍‌ ‌​​‍ ‌‍‌‌‌‍‌​‌‍‍‌‌ ‌​​‍ ‌‍ ‌‌‍ ‌‍‌​‌‍‌‌​ ‌‌ ​​‌ ​‍‌‍‌‌‌ ​ ‌‍‌‌‌‍ ‍‌ ‌​‌‍​‌‌ ‌​‌‍‍‌‌‍ ‌‍ ‍​ ‍ ‌‍‍‌‌‍‌​​ ‌‌ ​ ‌‍‍‌‌ ‌​‌‍‌‌‌​‍​‌‍‌‌‌‍​‌‌‍‌​‌‍‌‌‌ ​‍​ ‍ ‌ ‌​‌ ‍‌‌ ​​‌‍‌‌​ ‌‌‍‍​‌‍‌‌‌‍​‌‌‍‌​‌‍‌‌‌ ​‍​ ‍ ‌ ​​‌‍​‌‌ ‌​‌‍‍​​ ‌‌‍‌ ‌‍‌‌‌ ‌​‌‌​ ‌ ‌​‌‍​‌‌ ​‍‌ ‌​‌‍‌‌‌‍‌​‌​ ‌‌‍‌‌‌‍ ‍‌ ‌‌​‍ ‍‌‍​‍‌ ‌​‌‍ ‍‌‌‌​‌‍‌‌‌ ‍​‌ ‌​​ ‌‍​‍‌‍​‌‌ ​ ‌‍‌‌‌‌‌‌‌ ​‍‌‍ ​​ ‌‌‍‍​‌ ‌​‌ ‌​‌ ​​​‍‌‌​ ​ ‌​​‌​‍‌‌​ ​‍‌​‌‍​‍‌‌​ ​‍‌​‌‍‌‍ ​‌‍ ‌‍​ ‌‍​‌‌‍ ​‌‍‍​‌‍ ‌ ​ ‌ ‌​​‍‌‌​ ​ ‌​​‌​ ​ ​ ​ ​ ​ ​ ​ ​‍‌‍‌‍‍‌‌‍‌​​ ‌‌ ​ ‌‍‍‌‌ ‌​‌‍‌‌‌​‍​‌‍‌‌‌‍​‌‌‍‌​‌‍‌‌‌ ​‍​‍‌‍‌ ‌​‌ ‍‌‌ ​​‌‍‌‌​ ‌‌‍‍​‌‍‌‌‌‍​‌‌‍‌​‌‍‌‌‌ ​‍​‍‌‍‌ ​​‌‍​‌‌ ‌​‌‍‍​​ ‌‌‍‌ ‌‍‌‌‌ ‌​‌‌​ ‌ ‌​‌‍​‌‌ ​‍‌ ‌​‌‍‌‌‌‍‌​‌​ ‌‌‍‌‌‌‍ ‍‌ ‌‌​‍ ‍‌‍​‍‌ ‌​‌‍ ‍‌‌‌​‌‍‌‌‌ ‍​‌ ‌​​‍‌‍‌ ​​‌‍‌‌‌ ​‍‌ ​ ‌ ​​‌‍‌‌‌‍​ ‌ ‌​‌‍‍‌‌ ‌‍‌‍‌‌​ ‌‌ ​​‌ ‌‌‌‍​‍‌‍ ​‌‍‍‌‌ ​ ‌‍‍​‌‍‌‌‌‍‌​​‍​‍‌ ‌
Programs​​​​‌ ‍ ​‍​‍‌‍ ‌ ​‍‌‍‍‌‌‍‌ ‌‍‍‌‌‍ ‍​‍​‍​ ‍‍​‍​‍‌ ​ ‌‍​‌‌‍ ‍‌‍‍‌‌ ‌​‌ ‍‌​‍ ‍‌‍‍‌‌‍ ​‍​‍​‍ ​​‍​‍‌‍‍​‌ ​‍‌‍‌‌‌‍‌‍​‍​‍​ ‍‍​‍​‍‌‍‍​‌ ‌​‌ ‌​‌ ​​​ ‍‍​‍ ​‍ ‌‍ ​‌‍ ‌‍​ ‌‍​‌‌‍ ​‌‍‍​‌‍ ‌ ​ ‌ ‌​​ ‍‍​ ​ ​ ​ ​ ​ ​ ​ ​‍ ‌‍‍‌‌‍ ‍‌ ‌​‌‍‌‌‌‍ ‍‌ ‌​​‍ ‌‍‌‌‌‍‌​‌‍‍‌‌ ‌​​‍ ‌‍ ‌‌‍ ‌‍‌​‌‍‌‌​ ‌‌ ​​‌ ​‍‌‍‌‌‌ ​ ‌‍‌‌‌‍ ‍‌ ‌​‌‍​‌‌ ‌​‌‍‍‌‌‍ ‌‍ ‍​ ‍ ‌‍‍‌‌‍‌​​ ‌‌ ​ ‌‍‍‌‌ ‌​‌‍‌‌‌​‍​‌‍‌‌‌‍​‌‌‍‌​‌‍‌‌‌ ​‍​ ‍ ‌ ‌​‌ ‍‌‌ ​​‌‍‌‌​ ‌‌‍‍​‌‍‌‌‌‍​‌‌‍‌​‌‍‌‌‌ ​‍​ ‍ ‌ ​​‌‍​‌‌ ‌​‌‍‍​​ ‌‌‍ ​‌‍‌‌‌‍‌‍‌ ‌​‌​ ‌‌‍‌‌‌‍ ‍‌ ‌‌‌ ​ ​‍‌‌​ ‌‌‌​​‍‌‌ ‌‍‍ ‌‍‌‌‌ ‍‌​‍‌‌​ ​ ‌​‌​​‍‌‌​ ​ ‌​‌​​‍‌‌​ ​‍​ ​‍​ ​ ‌‍‌​​ ‌​​ ​‌‌‍‌‌​ ‌​​ ​​​ ‌​‌‍‌‌‌‍‌​​ ​​​ ​​​‍‌‌​ ​‍​ ​‍​‍‌‌​ ‌‌‌​‌​​‍ ‍‌ ‌​‌‍‌‌‌ ‍​‌ ‌​​ ‌‍​‍‌‍​‌‌ ​ ‌‍‌‌‌‌‌‌‌ ​‍‌‍ ​​ ‌‌‍‍​‌ ‌​‌ ‌​‌ ​​​‍‌‌​ ​ ‌​​‌​‍‌‌​ ​‍‌​‌‍​‍‌‌​ ​‍‌​‌‍‌‍ ​‌‍ ‌‍​ ‌‍​‌‌‍ ​‌‍‍​‌‍ ‌ ​ ‌ ‌​​‍‌‌​ ​ ‌​​‌​ ​ ​ ​ ​ ​ ​ ​ ​‍‌‍‌‍‍‌‌‍‌​​ ‌‌ ​ ‌‍‍‌‌ ‌​‌‍‌‌‌​‍​‌‍‌‌‌‍​‌‌‍‌​‌‍‌‌‌ ​‍​‍‌‍‌ ‌​‌ ‍‌‌ ​​‌‍‌‌​ ‌‌‍‍​‌‍‌‌‌‍​‌‌‍‌​‌‍‌‌‌ ​‍​‍‌‍‌ ​​‌‍​‌‌ ‌​‌‍‍​​ ‌‌‍ ​‌‍‌‌‌‍‌‍‌ ‌​‌​ ‌‌‍‌‌‌‍ ‍‌ ‌‌‌ ​ ​‍‌‌​ ‌‌‌​​‍‌‌ ‌‍‍ ‌‍‌‌‌ ‍‌​‍‌‌​ ​ ‌​‌​​‍‌‌​ ​ ‌​‌​​‍‌‌​ ​‍​ ​‍​ ​ ‌‍‌​​ ‌​​ ​‌‌‍‌‌​ ‌​​ ​​​ ‌​‌‍‌‌‌‍‌​​ ​​​ ​​​‍‌‌​ ​‍​ ​‍​‍‌‌​ ‌‌‌​‌​​‍ ‍‌ ‌​‌‍‌‌‌ ‍​‌ ‌​​‍‌‍‌ ​​‌‍‌‌‌ ​‍‌ ​ ‌ ​​‌‍‌‌‌‍​ ‌ ‌​‌‍‍‌‌ ‌‍‌‍‌‌​ ‌‌ ​​‌ ‌‌‌‍​‍‌‍ ​‌‍‍‌‌ ​ ‌‍‍​‌‍‌‌‌‍‌​​‍​‍‌ ‌
Resources​​​​‌ ‍ ​‍​‍‌‍ ‌ ​‍‌‍‍‌‌‍‌ ‌‍‍‌‌‍ ‍​‍​‍​ ‍‍​‍​‍‌ ​ ‌‍​‌‌‍ ‍‌‍‍‌‌ ‌​‌ ‍‌​‍ ‍‌‍‍‌‌‍ ​‍​‍​‍ ​​‍​‍‌‍‍​‌ ​‍‌‍‌‌‌‍‌‍​‍​‍​ ‍‍​‍​‍‌‍‍​‌ ‌​‌ ‌​‌ ​​​ ‍‍​‍ ​‍ ‌‍ ​‌‍ ‌‍​ ‌‍​‌‌‍ ​‌‍‍​‌‍ ‌ ​ ‌ ‌​​ ‍‍​ ​ ​ ​ ​ ​ ​ ​ ​‍ ‌‍‍‌‌‍ ‍‌ ‌​‌‍‌‌‌‍ ‍‌ ‌​​‍ ‌‍‌‌‌‍‌​‌‍‍‌‌ ‌​​‍ ‌‍ ‌‌‍ ‌‍‌​‌‍‌‌​ ‌‌ ​​‌ ​‍‌‍‌‌‌ ​ ‌‍‌‌‌‍ ‍‌ ‌​‌‍​‌‌ ‌​‌‍‍‌‌‍ ‌‍ ‍​ ‍ ‌‍‍‌‌‍‌​​ ‌‌ ​ ‌‍‍‌‌ ‌​‌‍‌‌‌​‍​‌‍‌‌‌‍​‌‌‍‌​‌‍‌‌‌ ​‍​ ‍ ‌ ‌​‌ ‍‌‌ ​​‌‍‌‌​ ‌‌‍‍​‌‍‌‌‌‍​‌‌‍‌​‌‍‌‌‌ ​‍​ ‍ ‌ ​​‌‍​‌‌ ‌​‌‍‍​​ ‌‌‍ ​‌‍‌‌‌‍‌‍‌ ‌​‌​ ‌‌‍‌‌‌‍ ‍‌ ‌‌‌ ​ ​‍‌‌​ ‌‌‌​​‍‌‌ ‌‍‍ ‌‍‌‌‌ ‍‌​‍‌‌​ ​ ‌​‌​​‍‌‌​ ​ ‌​‌​​‍‌‌​ ​‍​ ​‍‌‍‌‍‌‍‌‍​ ‌​​ ‌‌‌‍‌‌​ ​ ‌‍‌‌‌‍​‌‌‍​ ​ ‍‌‌‍​ ​ ‍‌​‍‌‌​ ​‍​ ​‍​‍‌‌​ ‌‌‌​‌​​‍ ‍‌ ‌​‌‍‌‌‌ ‍​‌ ‌​​ ‌‍​‍‌‍​‌‌ ​ ‌‍‌‌‌‌‌‌‌ ​‍‌‍ ​​ ‌‌‍‍​‌ ‌​‌ ‌​‌ ​​​‍‌‌​ ​ ‌​​‌​‍‌‌​ ​‍‌​‌‍​‍‌‌​ ​‍‌​‌‍‌‍ ​‌‍ ‌‍​ ‌‍​‌‌‍ ​‌‍‍​‌‍ ‌ ​ ‌ ‌​​‍‌‌​ ​ ‌​​‌​ ​ ​ ​ ​ ​ ​ ​ ​‍‌‍‌‍‍‌‌‍‌​​ ‌‌ ​ ‌‍‍‌‌ ‌​‌‍‌‌‌​‍​‌‍‌‌‌‍​‌‌‍‌​‌‍‌‌‌ ​‍​‍‌‍‌ ‌​‌ ‍‌‌ ​​‌‍‌‌​ ‌‌‍‍​‌‍‌‌‌‍​‌‌‍‌​‌‍‌‌‌ ​‍​‍‌‍‌ ​​‌‍​‌‌ ‌​‌‍‍​​ ‌‌‍ ​‌‍‌‌‌‍‌‍‌ ‌​‌​ ‌‌‍‌‌‌‍ ‍‌ ‌‌‌ ​ ​‍‌‌​ ‌‌‌​​‍‌‌ ‌‍‍ ‌‍‌‌‌ ‍‌​‍‌‌​ ​ ‌​‌​​‍‌‌​ ​ ‌​‌​​‍‌‌​ ​‍​ ​‍‌‍‌‍‌‍‌‍​ ‌​​ ‌‌‌‍‌‌​ ​ ‌‍‌‌‌‍​‌‌‍​ ​ ‍‌‌‍​ ​ ‍‌​‍‌‌​ ​‍​ ​‍​‍‌‌​ ‌‌‌​‌​​‍ ‍‌ ‌​‌‍‌‌‌ ‍​‌ ‌​​‍‌‍‌ ​​‌‍‌‌‌ ​‍‌ ​ ‌ ​​‌‍‌‌‌‍​ ‌ ‌​‌‍‍‌‌ ‌‍‌‍‌‌​ ‌‌ ​​‌ ‌‌‌‍​‍‌‍ ​‌‍‍‌‌ ​ ‌‍‍​‌‍‌‌‌‍‌​​‍​‍‌ ‌
About​​​​‌ ‍ ​‍​‍‌‍ ‌ ​‍‌‍‍‌‌‍‌ ‌‍‍‌‌‍ ‍​‍​‍​ ‍‍​‍​‍‌ ​ ‌‍​‌‌‍ ‍‌‍‍‌‌ ‌​‌ ‍‌​‍ ‍‌‍‍‌‌‍ ​‍​‍​‍ ​​‍​‍‌‍‍​‌ ​‍‌‍‌‌‌‍‌‍​‍​‍​ ‍‍​‍​‍‌‍‍​‌ ‌​‌ ‌​‌ ​​​ ‍‍​‍ ​‍ ‌‍ ​‌‍ ‌‍​ ‌‍​‌‌‍ ​‌‍‍​‌‍ ‌ ​ ‌ ‌​​ ‍‍​ ​ ​ ​ ​ ​ ​ ​ ​‍ ‌‍‍‌‌‍ ‍‌ ‌​‌‍‌‌‌‍ ‍‌ ‌​​‍ ‌‍‌‌‌‍‌​‌‍‍‌‌ ‌​​‍ ‌‍ ‌‌‍ ‌‍‌​‌‍‌‌​ ‌‌ ​​‌ ​‍‌‍‌‌‌ ​ ‌‍‌‌‌‍ ‍‌ ‌​‌‍​‌‌ ‌​‌‍‍‌‌‍ ‌‍ ‍​ ‍ ‌‍‍‌‌‍‌​​ ‌‌ ​ ‌‍‍‌‌ ‌​‌‍‌‌‌​‍​‌‍‌‌‌‍​‌‌‍‌​‌‍‌‌‌ ​‍​ ‍ ‌ ‌​‌ ‍‌‌ ​​‌‍‌‌​ ‌‌‍‍​‌‍‌‌‌‍​‌‌‍‌​‌‍‌‌‌ ​‍​ ‍ ‌ ​​‌‍​‌‌ ‌​‌‍‍​​ ‌‌ ​‍‌‍‍‌‌‍‌ ‌‍‍​‌ ‌​‌​ ‌‌‍‌‌‌‍ ‍‌ ‌‌‌ ​ ​‍‌‌​ ‌‌‌​​‍‌‌ ‌‍‍ ‌‍‌‌‌ ‍‌​‍‌‌​ ​ ‌​‌​​‍‌‌​ ​ ‌​‌​​‍‌‌​ ​‍​ ​‍​ ​‌​ ‌​​ ​ ‌‍​ ​ ‌‍‌‍​ ​ ‌ ​ ‌ ‌‍​‌‌‍‌‍​ ‌‍‌‍‌​​‍‌‌​ ​‍​ ​‍​‍‌‌​ ‌‌‌​‌​​‍ ‍‌ ‌​‌‍‌‌‌ ‍​‌ ‌​​ ‌‍​‍‌‍​‌‌ ​ ‌‍‌‌‌‌‌‌‌ ​‍‌‍ ​​ ‌‌‍‍​‌ ‌​‌ ‌​‌ ​​​‍‌‌​ ​ ‌​​‌​‍‌‌​ ​‍‌​‌‍​‍‌‌​ ​‍‌​‌‍‌‍ ​‌‍ ‌‍​ ‌‍​‌‌‍ ​‌‍‍​‌‍ ‌ ​ ‌ ‌​​‍‌‌​ ​ ‌​​‌​ ​ ​ ​ ​ ​ ​ ​ ​‍‌‍‌‍‍‌‌‍‌​​ ‌‌ ​ ‌‍‍‌‌ ‌​‌‍‌‌‌​‍​‌‍‌‌‌‍​‌‌‍‌​‌‍‌‌‌ ​‍​‍‌‍‌ ‌​‌ ‍‌‌ ​​‌‍‌‌​ ‌‌‍‍​‌‍‌‌‌‍​‌‌‍‌​‌‍‌‌‌ ​‍​‍‌‍‌ ​​‌‍​‌‌ ‌​‌‍‍​​ ‌‌ ​‍‌‍‍‌‌‍‌ ‌‍‍​‌ ‌​‌​ ‌‌‍‌‌‌‍ ‍‌ ‌‌‌ ​ ​‍‌‌​ ‌‌‌​​‍‌‌ ‌‍‍ ‌‍‌‌‌ ‍‌​‍‌‌​ ​ ‌​‌​​‍‌‌​ ​ ‌​‌​​‍‌‌​ ​‍​ ​‍​ ​‌​ ‌​​ ​ ‌‍​ ​ ‌‍‌‍​ ​ ‌ ​ ‌ ‌‍​‌‌‍‌‍​ ‌‍‌‍‌​​‍‌‌​ ​‍​ ​‍​‍‌‌​ ‌‌‌​‌​​‍ ‍‌ ‌​‌‍‌‌‌ ‍​‌ ‌​​‍‌‍‌ ​​‌‍‌‌‌ ​‍‌ ​ ‌ ​​‌‍‌‌‌‍​ ‌ ‌​‌‍‍‌‌ ‌‍‌‍‌‌​ ‌‌ ​​‌ ‌‌‌‍​‍‌‍ ​‌‍‍‌‌ ​ ‌‍‍​‌‍‌‌‌‍‌​​‍​‍‌ ‌
Calendar​​​​‌ ‍ ​‍​‍‌‍ ‌ ​‍‌‍‍‌‌‍‌ ‌‍‍‌‌‍ ‍​‍​‍​ ‍‍​‍​‍‌ ​ ‌‍​‌‌‍ ‍‌‍‍‌‌ ‌​‌ ‍‌​‍ ‍‌‍‍‌‌‍ ​‍​‍​‍ ​​‍​‍‌‍‍​‌ ​‍‌‍‌‌‌‍‌‍​‍​‍​ ‍‍​‍​‍‌‍‍​‌ ‌​‌ ‌​‌ ​​​ ‍‍​‍ ​‍ ‌‍ ​‌‍ ‌‍​ ‌‍​‌‌‍ ​‌‍‍​‌‍ ‌ ​ ‌ ‌​​ ‍‍​ ​ ​ ​ ​ ​ ​ ​ ​‍ ‌‍‍‌‌‍ ‍‌ ‌​‌‍‌‌‌‍ ‍‌ ‌​​‍ ‌‍‌‌‌‍‌​‌‍‍‌‌ ‌​​‍ ‌‍ ‌‌‍ ‌‍‌​‌‍‌‌​ ‌‌ ​​‌ ​‍‌‍‌‌‌ ​ ‌‍‌‌‌‍ ‍‌ ‌​‌‍​‌‌ ‌​‌‍‍‌‌‍ ‌‍ ‍​ ‍ ‌‍‍‌‌‍‌​​ ‌‌ ​ ‌‍‍‌‌ ‌​‌‍‌‌‌​‍​‌‍‌‌‌‍​‌‌‍‌​‌‍‌‌‌ ​‍​ ‍ ‌ ‌​‌ ‍‌‌ ​​‌‍‌‌​ ‌‌‍‍​‌‍‌‌‌‍​‌‌‍‌​‌‍‌‌‌ ​‍​ ‍ ‌ ​​‌‍​‌‌ ‌​‌‍‍​​ ‌‌ ​‍‌‍‍‌‌‍‌ ‌‍‍​‌ ‌​‌​ ‌‌‍‌‌‌‍ ‍‌ ‌‌‌ ​ ​‍‌‌​ ‌‌‌​​‍‌‌ ‌‍‍ ‌‍‌‌‌ ‍‌​‍‌‌​ ​ ‌​‌​​‍‌‌​ ​ ‌​‌​​‍‌‌​ ​‍​ ​‍​ ‍​​ ​‌​ ​‍​ ‌ ​ ​​​ ​‍​ ​‍‌‍‌‍​ ‌​​ ‍​​ ​‍​ ​​​‍‌‌​ ​‍​ ​‍​‍‌‌​ ‌‌‌​‌​​‍ ‍‌ ‌​‌‍‌‌‌ ‍​‌ ‌​​ ‌‍​‍‌‍​‌‌ ​ ‌‍‌‌‌‌‌‌‌ ​‍‌‍ ​​ ‌‌‍‍​‌ ‌​‌ ‌​‌ ​​​‍‌‌​ ​ ‌​​‌​‍‌‌​ ​‍‌​‌‍​‍‌‌​ ​‍‌​‌‍‌‍ ​‌‍ ‌‍​ ‌‍​‌‌‍ ​‌‍‍​‌‍ ‌ ​ ‌ ‌​​‍‌‌​ ​ ‌​​‌​ ​ ​ ​ ​ ​ ​ ​ ​‍‌‍‌‍‍‌‌‍‌​​ ‌‌ ​ ‌‍‍‌‌ ‌​‌‍‌‌‌​‍​‌‍‌‌‌‍​‌‌‍‌​‌‍‌‌‌ ​‍​‍‌‍‌ ‌​‌ ‍‌‌ ​​‌‍‌‌​ ‌‌‍‍​‌‍‌‌‌‍​‌‌‍‌​‌‍‌‌‌ ​‍​‍‌‍‌ ​​‌‍​‌‌ ‌​‌‍‍​​ ‌‌ ​‍‌‍‍‌‌‍‌ ‌‍‍​‌ ‌​‌​ ‌‌‍‌‌‌‍ ‍‌ ‌‌‌ ​ ​‍‌‌​ ‌‌‌​​‍‌‌ ‌‍‍ ‌‍‌‌‌ ‍‌​‍‌‌​ ​ ‌​‌​​‍‌‌​ ​ ‌​‌​​‍‌‌​ ​‍​ ​‍​ ‍​​ ​‌​ ​‍​ ‌ ​ ​​​ ​‍​ ​‍‌‍‌‍​ ‌​​ ‍​​ ​‍​ ​​​‍‌‌​ ​‍​ ​‍​‍‌‌​ ‌‌‌​‌​​‍ ‍‌ ‌​‌‍‌‌‌ ‍​‌ ‌​​‍‌‍‌ ​​‌‍‌‌‌ ​‍‌ ​ ‌ ​​‌‍‌‌‌‍​ ‌ ‌​‌‍‍‌‌ ‌‍‌‍‌‌​ ‌‌ ​​‌ ‌‌‌‍​‍‌‍ ​‌‍‍‌‌ ​ ‌‍‍​‌‍‌‌‌‍‌​​‍​‍‌ ‌
Support​​​​‌ ‍ ​‍​‍‌‍ ‌ ​‍‌‍‍‌‌‍‌ ‌‍‍‌‌‍ ‍​‍​‍​ ‍‍​‍​‍‌ ​ ‌‍​‌‌‍ ‍‌‍‍‌‌ ‌​‌ ‍‌​‍ ‍‌‍‍‌‌‍ ​‍​‍​‍ ​​‍​‍‌‍‍​‌ ​‍‌‍‌‌‌‍‌‍​‍​‍​ ‍‍​‍​‍‌‍‍​‌ ‌​‌ ‌​‌ ​​​ ‍‍​‍ ​‍ ‌‍ ​‌‍ ‌‍​ ‌‍​‌‌‍ ​‌‍‍​‌‍ ‌ ​ ‌ ‌​​ ‍‍​ ​ ​ ​ ​ ​ ​ ​ ​‍ ‌‍‍‌‌‍ ‍‌ ‌​‌‍‌‌‌‍ ‍‌ ‌​​‍ ‌‍‌‌‌‍‌​‌‍‍‌‌ ‌​​‍ ‌‍ ‌‌‍ ‌‍‌​‌‍‌‌​ ‌‌ ​​‌ ​‍‌‍‌‌‌ ​ ‌‍‌‌‌‍ ‍‌ ‌​‌‍​‌‌ ‌​‌‍‍‌‌‍ ‌‍ ‍​ ‍ ‌‍‍‌‌‍‌​​ ‌‌ ​ ‌‍‍‌‌ ‌​‌‍‌‌‌​‍​‌‍‌‌‌‍​‌‌‍‌​‌‍‌‌‌ ​‍​ ‍ ‌ ‌​‌ ‍‌‌ ​​‌‍‌‌​ ‌‌‍‍​‌‍‌‌‌‍​‌‌‍‌​‌‍‌‌‌ ​‍​ ‍ ‌ ​​‌‍​‌‌ ‌​‌‍‍​​ ‌‌ ​‍‌‍‍‌‌‍‌ ‌‍‍​‌ ‌​‌​ ‌‌‍‌‌‌‍ ‍‌ ‌‌‌ ​ ​‍‌‌​ ‌‌‌​​‍‌‌ ‌‍‍ ‌‍‌‌‌ ‍‌​‍‌‌​ ​ ‌​‌​​‍‌‌​ ​ ‌​‌​​‍‌‌​ ​‍​ ​‍​ ‍​​ ​‍​ ‌ ‌‍‌‌​ ​‌‌‍​‍‌‍‌​​ ‍‌​ ‌​‌‍​ ​ ‌ ​ ‌ ​‍‌‌​ ​‍​ ​‍​‍‌‌​ ‌‌‌​‌​​‍ ‍‌ ‌​‌‍‌‌‌ ‍​‌ ‌​​ ‌‍​‍‌‍​‌‌ ​ ‌‍‌‌‌‌‌‌‌ ​‍‌‍ ​​ ‌‌‍‍​‌ ‌​‌ ‌​‌ ​​​‍‌‌​ ​ ‌​​‌​‍‌‌​ ​‍‌​‌‍​‍‌‌​ ​‍‌​‌‍‌‍ ​‌‍ ‌‍​ ‌‍​‌‌‍ ​‌‍‍​‌‍ ‌ ​ ‌ ‌​​‍‌‌​ ​ ‌​​‌​ ​ ​ ​ ​ ​ ​ ​ ​‍‌‍‌‍‍‌‌‍‌​​ ‌‌ ​ ‌‍‍‌‌ ‌​‌‍‌‌‌​‍​‌‍‌‌‌‍​‌‌‍‌​‌‍‌‌‌ ​‍​‍‌‍‌ ‌​‌ ‍‌‌ ​​‌‍‌‌​ ‌‌‍‍​‌‍‌‌‌‍​‌‌‍‌​‌‍‌‌‌ ​‍​‍‌‍‌ ​​‌‍​‌‌ ‌​‌‍‍​​ ‌‌ ​‍‌‍‍‌‌‍‌ ‌‍‍​‌ ‌​‌​ ‌‌‍‌‌‌‍ ‍‌ ‌‌‌ ​ ​‍‌‌​ ‌‌‌​​‍‌‌ ‌‍‍ ‌‍‌‌‌ ‍‌​‍‌‌​ ​ ‌​‌​​‍‌‌​ ​ ‌​‌​​‍‌‌​ ​‍​ ​‍​ ‍​​ ​‍​ ‌ ‌‍‌‌​ ​‌‌‍​‍‌‍‌​​ ‍‌​ ‌​‌‍​ ​ ‌ ​ ‌ ​‍‌‌​ ​‍​ ​‍​‍‌‌​ ‌‌‌​‌​​‍ ‍‌ ‌​‌‍‌‌‌ ‍​‌ ‌​​‍‌‍‌ ​​‌‍‌‌‌ ​‍‌ ​ ‌ ​​‌‍‌‌‌‍​ ‌ ‌​‌‍‍‌‌ ‌‍‌‍‌‌​ ‌‌ ​​‌ ‌‌‌‍​‍‌‍ ​‌‍‍‌‌ ​ ‌‍‍​‌‍‌‌‌‍‌​​‍​‍‌ ‌
Open search modal
Open menu
Resource
Interconnection Utility Contacts
The dedicated interconnection team at your utility company can assist you with questions you have regarding connecting to the grid, net metering, and the interconnection application process. You may find the
appropriate contacts below.​​​​‌ ‍ ​‍​‍‌‍ ‌ ​‍‌‍‍‌‌‍‌ ‌‍‍‌‌‍ ‍​‍​‍​ ‍‍​‍​‍‌ ​ ‌‍​‌‌‍ ‍‌‍‍‌‌ ‌​‌ ‍‌​‍ ‍‌‍‍‌‌‍ ​‍​‍​‍ ​​‍​‍‌‍‍​‌ ​‍‌‍‌‌‌‍‌‍​‍​‍​ ‍‍​‍​‍‌‍‍​‌ ‌​‌ ‌​‌ ​​​ ‍‍​‍ ​‍ ‌‍ ​‌‍ ‌‍​ ‌‍​‌‌‍ ​‌‍‍​‌‍ ‌ ​ ‌ ‌​​ ‍‍​ ​ ​ ​ ​ ​ ​ ​ ​‍ ‌‍‍‌‌‍ ‍‌ ‌​‌‍‌‌‌‍ ‍‌ ‌​​‍ ‌‍‌‌‌‍‌​‌‍‍‌‌ ‌​​‍ ‌‍ ‌‌‍ ‌‍‌​‌‍‌‌​ ‌‌ ​​‌ ​‍‌‍‌‌‌ ​ ‌‍‌‌‌‍ ‍‌ ‌​‌‍​‌‌ ‌​‌‍‍‌‌‍ ‌‍ ‍​ ‍ ‌‍‍‌‌‍‌​​ ‌​ ‌​‌‍​ ​ ​‍​ ‌‍​ ‌‍​ ​‍‌‍​ ​ ‍​​‍ ‌​ ‍​​ ​‍​ ‍​​ ​ ​‍ ‌​ ‌​​ ‌​‌‍​ ​ ​‌​‍ ‌‌‍​‍​ ​​​ ‌ ‌‍‌‍​‍ ‌‌‍​‍‌‍​‍​ ‌​​ ‌​​ ​‍‌‍‌​​ ‌​‌‍​ ​ ‌‍​ ​‌​ ‍‌​ ‍​​ ‍ ‌ ‌​‌ ‍‌‌ ​​‌‍‌‌​ ‌‌ ​‍‌‍‌‌‌ ​ ‌‍ ‌ ‌‌‌ ​‍‌‍​ ‌‍‌‌​ ‍ ‌ ​​‌‍​‌‌ ‌​‌‍‍​​ ‌‌‍‍​‌‍‌‌‌ ​‍‌‍ ​‍ ‍‌‍​ ‌‍ ‌‍ ‍‌ ‌​‌‍‌‌‌‍ ‍‌ ‌​​‍‌‌​ ‌‌‌​​‍‌‌ ‌‍‍ ‌‍‌‌‌ ‍‌​‍‌‌​ ​ ‌​‌​​‍‌‌​ ​ ‌​‌​​‍‌‌​ ​‍​ ​‍​ ​​​ ‌​‌‍​‍‌‍‌‌​ ‌‍‌‍​‌‌‍‌​‌‍‌​​ ‌‍​ ‌ ‌‍​ ​ ‍‌​‍‌‌​ ​‍​ ​‍​‍‌‌​ ‌‌‌​‌​​‍ ‍‌‍​ ‌‍‍​‌‍‍‌‌‍ ​‌‍‌​‌ ​‍‌‍‌‌‌‍ ‍​‍‌‌​ ‌‌‌​​‍‌‌ ‌‍‍ ‌‍‌‌‌ ‍‌​‍‌‌​ ​ ‌​‌​​‍‌‌​ ​ ‌​‌​​‍‌‌​ ​‍​ ​‍​ ‌​​ ‍‌‌‍​‌​ ​​​ ‌‍‌‍​‌​ ‌​​ ​​‌‍​‌‌‍​‌​ ‌​‌‍​ ​‍‌‌​ ​‍​ ​‍​‍‌‌​ ‌‌‌​‌​​‍ ‍‌ ‌​‌‍‌‌‌ ‍​‌ ‌​​ ‌‍​‍‌‍​‌‌ ​ ‌‍‌‌‌‌‌‌‌ ​‍‌‍ ​​ ‌‌‍‍​‌ ‌​‌ ‌​‌ ​​​‍‌‌​ ​ ‌​​‌​‍‌‌​ ​‍‌​‌‍​‍‌‌​ ​‍‌​‌‍‌‍ ​‌‍ ‌‍​ ‌‍​‌‌‍ ​‌‍‍​‌‍ ‌ ​ ‌ ‌​​‍‌‌​ ​ ‌​​‌​ ​ ​ ​ ​ ​ ​ ​ ​‍‌‍‌‍‍‌‌‍‌​​ ‌​ ‌​‌‍​ ​ ​‍​ ‌‍​ ‌‍​ ​‍‌‍​ ​ ‍​​‍ ‌​ ‍​​ ​‍​ ‍​​ ​ ​‍ ‌​ ‌​​ ‌​‌‍​ ​ ​‌​‍ ‌‌‍​‍​ ​​​ ‌ ‌‍‌‍​‍ ‌‌‍​‍‌‍​‍​ ‌​​ ‌​​ ​‍‌‍‌​​ ‌​‌‍​ ​ ‌‍​ ​‌​ ‍‌​ ‍​​‍‌‍‌ ‌​‌ ‍‌‌ ​​‌‍‌‌​ ‌‌ ​‍‌‍‌‌‌ ​ ‌‍ ‌ ‌‌‌ ​‍‌‍​ ‌‍‌‌​‍‌‍‌ ​​‌‍​‌‌ ‌​‌‍‍​​ ‌‌‍‍​‌‍‌‌‌ ​‍‌‍ ​‍ ‍‌‍​ ‌‍ ‌‍ ‍‌ ‌​‌‍‌‌‌‍ ‍‌ ‌​​‍‌‌​ ‌‌‌​​‍‌‌ ‌‍‍ ‌‍‌‌‌ ‍‌​‍‌‌​ ​ ‌​‌​​‍‌‌​ ​ ‌​‌​​‍‌‌​ ​‍​ ​‍​ ​​​ ‌​‌‍​‍‌‍‌‌​ ‌‍‌‍​‌‌‍‌​‌‍‌​​ ‌‍​ ‌ ‌‍​ ​ ‍‌​‍‌‌​ ​‍​ ​‍​‍‌‌​ ‌‌‌​‌​​‍ ‍‌‍​ ‌‍‍​‌‍‍‌‌‍ ​‌‍‌​‌ ​‍‌‍‌‌‌‍ ‍​‍‌‌​ ‌‌‌​​‍‌‌ ‌‍‍ ‌‍‌‌‌ ‍‌​‍‌‌​ ​ ‌​‌​​‍‌‌​ ​ ‌​‌​​‍‌‌​ ​‍​ ​‍​ ‌​​ ‍‌‌‍​‌​ ​​​ ‌‍‌‍​‌​ ‌​​ ​​‌‍​‌‌‍​‌​ ‌​‌‍​ ​‍‌‌​ ​‍​ ​‍​‍‌‌​ ‌‌‌​‌​​‍ ‍‌ ‌​‌‍‌‌‌ ‍​‌ ‌​​‍‌‍‌ ​​‌‍‌‌‌ ​‍‌ ​ ‌ ​​‌‍‌‌‌‍​ ‌ ‌​‌‍‍‌‌ ‌‍‌‍‌‌​ ‌‌ ​​‌ ‌‌‌‍​‍‌‍ ​‌‍‍‌‌ ​ ‌‍‍​‌‍‌‌‌‍‌​​‍​‍‌ ‌
On this Page
Interconnection Utility Contacts​​​​‌ ‍ ​‍​‍‌‍ ‌ ​‍‌‍‍‌‌‍‌ ‌‍‍‌‌‍ ‍​‍​‍​ ‍‍​‍​‍‌ ​ ‌‍​‌‌‍ ‍‌‍‍‌‌ ‌​‌ ‍‌​‍ ‍‌‍‍‌‌‍ ​‍​‍​‍ ​​‍​‍‌‍‍​‌ ​‍‌‍‌‌‌‍‌‍​‍​‍​ ‍‍​‍​‍‌‍‍​‌ ‌​‌ ‌​‌ ​​​ ‍‍​‍ ​‍ ‌‍ ​‌‍ ‌‍​ ‌‍​‌‌‍ ​‌‍‍​‌‍ ‌ ​ ‌ ‌​​ ‍‍​ ​ ​ ​ ​ ​ ​ ​ ​‍ ‌‍‍‌‌‍ ‍‌ ‌​‌‍‌‌‌‍ ‍‌ ‌​​‍ ‌‍‌‌‌‍‌​‌‍‍‌‌ ‌​​‍ ‌‍ ‌‌‍ ‌‍‌​‌‍‌‌​ ‌‌ ​​‌ ​‍‌‍‌‌‌ ​ ‌‍‌‌‌‍ ‍‌ ‌​‌‍​‌‌ ‌​‌‍‍‌‌‍ ‌‍ ‍​ ‍ ‌‍‍‌‌‍‌​​ ‌​ ‌​‌‍​ ​ ​‍​ ‌‍​ ‌‍​ ​‍‌‍​ ​ ‍​​‍ ‌​ ‍​​ ​‍​ ‍​​ ​ ​‍ ‌​ ‌​​ ‌​‌‍​ ​ ​‌​‍ ‌‌‍​‍​ ​​​ ‌ ‌‍‌‍​‍ ‌‌‍​‍‌‍​‍​ ‌​​ ‌​​ ​‍‌‍‌​​ ‌​‌‍​ ​ ‌‍​ ​‌​ ‍‌​ ‍​​ ‍ ‌ ‌​‌ ‍‌‌ ​​‌‍‌‌​ ‌‌ ​‍‌‍‌‌‌ ​ ‌‍ ‌ ‌‌‌ ​‍‌‍​ ‌‍‌‌​ ‍ ‌ ​​‌‍​‌‌ ‌​‌‍‍​​ ‌‌ ​ ‌‍‌‌‌‍​ ‌ ‌​‌‍‍‌‌‍ ‌‍ ‍‌ ​ ​‍‌‌​ ‌‌‌​​‍‌‌ ‌‍‍ ‌‍‌‌‌ ‍‌​‍‌‌​ ​ ‌​‌​​‍‌‌​ ​ ‌​‌​​‍‌‌​ ​‍​ ​‍​ ​‍​ ​‌​ ‌ ​ ​‍‌‍‌​​ ‌​​ ​‌‌‍​‍​ ​ ‌‍​‌‌‍‌‍‌‍‌‌​‍‌‌​ ​‍​ ​‍​‍‌‌​ ‌‌‌​‌​​‍ ‍‌‍‍​‌‍‌‌‌‍​‌‌‍‌​‌‍‍‌‌‍ ‍‌‍‌ ​ ‌‍​‍‌‍​‌‌ ​ ‌‍‌‌‌‌‌‌‌ ​‍‌‍ ​​ ‌‌‍‍​‌ ‌​‌ ‌​‌ ​​​‍‌‌​ ​ ‌​​‌​‍‌‌​ ​‍‌​‌‍​‍‌‌​ ​‍‌​‌‍‌‍ ​‌‍ ‌‍​ ‌‍​‌‌‍ ​‌‍‍​‌‍ ‌ ​ ‌ ‌​​‍‌‌​ ​ ‌​​‌​ ​ ​ ​ ​ ​ ​ ​ ​‍‌‍‌‍‍‌‌‍‌​​ ‌​ ‌​‌‍​ ​ ​‍​ ‌‍​ ‌‍​ ​‍‌‍​ ​ ‍​​‍ ‌​ ‍​​ ​‍​ ‍​​ ​ ​‍ ‌​ ‌​​ ‌​‌‍​ ​ ​‌​‍ ‌‌‍​‍​ ​​​ ‌ ‌‍‌‍​‍ ‌‌‍​‍‌‍​‍​ ‌​​ ‌​​ ​‍‌‍‌​​ ‌​‌‍​ ​ ‌‍​ ​‌​ ‍‌​ ‍​​‍‌‍‌ ‌​‌ ‍‌‌ ​​‌‍‌‌​ ‌‌ ​‍‌‍‌‌‌ ​ ‌‍ ‌ ‌‌‌ ​‍‌‍​ ‌‍‌‌​‍‌‍‌ ​​‌‍​‌‌ ‌​‌‍‍​​ ‌‌ ​ ‌‍‌‌‌‍​ ‌ ‌​‌‍‍‌‌‍ ‌‍ ‍‌ ​ ​‍‌‌​ ‌‌‌​​‍‌‌ ‌‍‍ ‌‍‌‌‌ ‍‌​‍‌‌​ ​ ‌​‌​​‍‌‌​ ​ ‌​‌​​‍‌‌​ ​‍​ ​‍​ ​‍​ ​‌​ ‌ ​ ​‍‌‍‌​​ ‌​​ ​‌‌‍​‍​ ​ ‌‍​‌‌‍‌‍‌‍‌‌​‍‌‌​ ​‍​ ​‍​‍‌‌​ ‌‌‌​‌​​‍ ‍‌‍‍​‌‍‌‌‌‍​‌‌‍‌​‌‍‍‌‌‍ ‍‌‍‌ ​‍‌‍‌ ​​‌‍‌‌‌ ​‍‌ ​ ‌ ​​‌‍‌‌‌‍​ ‌ ‌​‌‍‍‌‌ ‌‍‌‍‌‌​ ‌‌ ​​‌ ‌‌‌‍​‍‌‍ ​‌‍‍‌‌ ​ ‌‍‍​‌‍‌‌‌‍‌​​‍​‍‌ ‌
On this Page
Online Utility ResourcesInterconnection Utility ContactsRules & ReferencesRelated Resources
Online Utility Resources​​​​‌ ‍ ​‍​‍‌‍ ‌ ​‍‌‍‍‌‌‍‌ ‌‍‍‌‌‍ ‍​‍​‍​ ‍‍​‍​‍‌ ​ ‌‍​‌‌‍ ‍‌‍‍‌‌ ‌​‌ ‍‌​‍ ‍‌‍‍‌‌‍ ​‍​‍​‍ ​​‍​‍‌‍‍​‌ ​‍‌‍‌‌‌‍‌‍​‍​‍​ ‍‍​‍​‍‌‍‍​‌ ‌​‌ ‌​‌ ​​​ ‍‍​‍ ​‍ ‌‍ ​‌‍ ‌‍​ ‌‍​‌‌‍ ​‌‍‍​‌‍ ‌ ​ ‌ ‌​​ ‍‍​ ​ ​ ​ ​ ​ ​ ​ ​‍ ‌‍‍‌‌‍ ‍‌ ‌​‌‍‌‌‌‍ ‍‌ ‌​​‍ ‌‍‌‌‌‍‌​‌‍‍‌‌ ‌​​‍ ‌‍ ‌‌‍ ‌‍‌​‌‍‌‌​ ‌‌ ​​‌ ​‍‌‍‌‌‌ ​ ‌‍‌‌‌‍ ‍‌ ‌​‌‍​‌‌ ‌​‌‍‍‌‌‍ ‌‍ ‍​ ‍ ‌‍‍‌‌‍‌​​ ‌​ ‌​‌‍​ ​ ​‍​ ‌‍​ ‌‍​ ​‍‌‍​ ​ ‍​​‍ ‌​ ‍​​ ​‍​ ‍​​ ​ ​‍ ‌​ ‌​​ ‌​‌‍​ ​ ​‌​‍ ‌‌‍​‍​ ​​​ ‌ ‌‍‌‍​‍ ‌‌‍​‍‌‍​‍​ ‌​​ ‌​​ ​‍‌‍‌​​ ‌​‌‍​ ​ ‌‍​ ​‌​ ‍‌​ ‍​​ ‍ ‌ ‌​‌ ‍‌‌ ​​‌‍‌‌​ ‌‌ ​‍‌‍‌‌‌ ​ ‌‍ ‌ ‌‌‌ ​‍‌‍​ ‌‍‌‌​ ‍ ‌ ​​‌‍​‌‌ ‌​‌‍‍​​ ‌‌ ​ ‌‍‌‌‌‍​ ‌ ‌​‌‍‍‌‌‍ ‌‍ ‍‌ ​ ​‍‌‌​ ‌‌‌​​‍‌‌ ‌‍‍ ‌‍‌‌‌ ‍‌​‍‌‌​ ​ ‌​‌​​‍‌‌​ ​ ‌​‌​​‍‌‌​ ​‍​ ​‍‌‍‌​​ ​‍‌‍​ ​ ​‌​ ‌‌​ ‌‌​ ​​‌‍‌‌​ ​ ​ ​​‌‍‌‍​ ‌‍​‍‌‌​ ​‍​ ​‍​‍‌‌​ ‌‌‌​‌​​‍ ‍‌‍‍​‌‍‌‌‌‍​‌‌‍‌​‌‍‍‌‌‍ ‍‌‍‌ ​ ‌‍​‍‌‍​‌‌ ​ ‌‍‌‌‌‌‌‌‌ ​‍‌‍ ​​ ‌‌‍‍​‌ ‌​‌ ‌​‌ ​​​‍‌‌​ ​ ‌​​‌​‍‌‌​ ​‍‌​‌‍​‍‌‌​ ​‍‌​‌‍‌‍ ​‌‍ ‌‍​ ‌‍​‌‌‍ ​‌‍‍​‌‍ ‌ ​ ‌ ‌​​‍‌‌​ ​ ‌​​‌​ ​ ​ ​ ​ ​ ​ ​ ​‍‌‍‌‍‍‌‌‍‌​​ ‌​ ‌​‌‍​ ​ ​‍​ ‌‍​ ‌‍​ ​‍‌‍​ ​ ‍​​‍ ‌​ ‍​​ ​‍​ ‍​​ ​ ​‍ ‌​ ‌​​ ‌​‌‍​ ​ ​‌​‍ ‌‌‍​‍​ ​​​ ‌ ‌‍‌‍​‍ ‌‌‍​‍‌‍​‍​ ‌​​ ‌​​ ​‍‌‍‌​​ ‌​‌‍​ ​ ‌‍​ ​‌​ ‍‌​ ‍​​‍‌‍‌ ‌​‌ ‍‌‌ ​​‌‍‌‌​ ‌‌ ​‍‌‍‌‌‌ ​ ‌‍ ‌ ‌‌‌ ​‍‌‍​ ‌‍‌‌​‍‌‍‌ ​​‌‍​‌‌ ‌​‌‍‍​​ ‌‌ ​ ‌‍‌‌‌‍​ ‌ ‌​‌‍‍‌‌‍ ‌‍ ‍‌ ​ ​‍‌‌​ ‌‌‌​​‍‌‌ ‌‍‍ ‌‍‌‌‌ ‍‌​‍‌‌​ ​ ‌​‌​​‍‌‌​ ​ ‌​‌​​‍‌‌​ ​‍​ ​‍‌‍‌​​ ​‍‌‍​ ​ ​‌​ ‌‌​ ‌‌​ ​​‌‍‌‌​ ​ ​ ​​‌‍‌‍​ ‌‍​‍‌‌​ ​‍​ ​‍​‍‌‌​ ‌‌‌​‌​​‍ ‍‌‍‍​‌‍‌‌‌‍​‌‌‍‌​‌‍‍‌‌‍ ‍‌‍‌ ​‍‌‍‌ ​​‌‍‌‌‌ ​‍‌ ​ ‌ ​​‌‍‌‌‌‍​ ‌ ‌​‌‍‍‌‌ ‌‍‌‍‌‌​ ‌‌ ​​‌ ‌‌‌‍​‍‌‍ ​‌‍‍‌‌ ​ ‌‍‍​‌‍‌‌‌‍‌​​‍​‍‌ ‌
Atlantic City Electric​​​​‌ ‍ ​‍​‍‌‍ ‌ ​‍‌‍‍‌‌‍‌ ‌‍‍‌‌‍ ‍​‍​‍​ ‍‍​‍​‍‌ ​ ‌‍​‌‌‍ ‍‌‍‍‌‌ ‌​‌ ‍‌​‍ ‍‌‍‍‌‌‍ ​‍​‍​‍ ​​‍​‍‌‍‍​‌ ​‍‌‍‌‌‌‍‌‍​‍​‍​ ‍‍​‍​‍‌‍‍​‌ ‌​‌ ‌​‌ ​​​ ‍‍​‍ ​‍ ‌‍ ​‌‍ ‌‍​ ‌‍​‌‌‍ ​‌‍‍​‌‍ ‌ ​ ‌ ‌​​ ‍‍​ ​ ​ ​ ​ ​ ​ ​ ​‍ ‌‍‍‌‌‍ ‍‌ ‌​‌‍‌‌‌‍ ‍‌ ‌​​‍ ‌‍‌‌‌‍‌​‌‍‍‌‌ ‌​​‍ ‌‍ ‌‌‍ ‌‍‌​‌‍‌‌​ ‌‌ ​​‌ ​‍‌‍‌‌‌ ​ ‌‍‌‌‌‍ ‍‌ ‌​‌‍​‌‌ ‌​‌‍‍‌‌‍ ‌‍ ‍​ ‍ ‌‍‍‌‌‍‌​​ ‌​ ‌​‌‍​ ​ ​‍​ ‌‍​ ‌‍​ ​‍‌‍​ ​ ‍​​‍ ‌​ ‍​​ ​‍​ ‍​​ ​ ​‍ ‌​ ‌​​ ‌​‌‍​ ​ ​‌​‍ ‌‌‍​‍​ ​​​ ‌ ‌‍‌‍​‍ ‌‌‍​‍‌‍​‍​ ‌​​ ‌​​ ​‍‌‍‌​​ ‌​‌‍​ ​ ‌‍​ ​‌​ ‍‌​ ‍​​ ‍ ‌ ‌​‌ ‍‌‌ ​​‌‍‌‌​ ‌‌ ​‍‌‍‌‌‌ ​ ‌‍ ‌ ‌‌‌ ​‍‌‍​ ‌‍‌‌​ ‍ ‌ ​​‌‍​‌‌ ‌​‌‍‍​​ ‌‌ ​ ‌‍‌‌‌‍​ ‌ ‌​‌‍‍‌‌‍ ‌‍ ‍‌ ​ ​‍‌‌​ ‌‌‌​​‍‌‌ ‌‍‍ ‌‍‌‌‌ ‍‌​‍‌‌​ ​ ‌​‌​​‍‌‌​ ​ ‌​‌​​‍‌‌​ ​‍​ ​‍‌‍‌​​ ​‍‌‍​ ​ ​‌​ ‌‌​ ‌‌​ ​​‌‍‌‌​ ​ ​ ​​‌‍‌‍​ ‌‍​‍‌‌​ ​‍​ ​‍​‍‌‌​ ‌‌‌​‌​​‍ ‍‌‍​ ‌‍ ‌‍ ‍‌ ‌​‌‍‌‌‌‍ ‍‌ ‌​​‍‌‌​ ‌‌‌​​‍‌‌ ‌‍‍ ‌‍‌‌‌ ‍‌​‍‌‌​ ​ ‌​‌​​‍‌‌​ ​ ‌​‌​​‍‌‌​ ​‍​ ​‍​ ‍​‌‍‌‍‌‍‌​​ ‌ ​ ​​​ ​‍​ ‌‍‌‍‌‍​ ‌ ​ ‌ ‌‍​ ​ ‍​​‍‌‌​ ​‍​ ​‍​‍‌‌​ ‌‌‌​‌​​‍ ‍‌ ‌​‌‍‌‌‌ ‍​‌ ‌​​ ‌‍​‍‌‍​‌‌ ​ ‌‍‌‌‌‌‌‌‌ ​‍‌‍ ​​ ‌‌‍‍​‌ ‌​‌ ‌​‌ ​​​‍‌‌​ ​ ‌​​‌​‍‌‌​ ​‍‌​‌‍​‍‌‌​ ​‍‌​‌‍‌‍ ​‌‍ ‌‍​ ‌‍​‌‌‍ ​‌‍‍​‌‍ ‌ ​ ‌ ‌​​‍‌‌​ ​ ‌​​‌​ ​ ​ ​ ​ ​ ​ ​ ​‍‌‍‌‍‍‌‌‍‌​​ ‌​ ‌​‌‍​ ​ ​‍​ ‌‍​ ‌‍​ ​‍‌‍​ ​ ‍​​‍ ‌​ ‍​​ ​‍​ ‍​​ ​ ​‍ ‌​ ‌​​ ‌​‌‍​ ​ ​‌​‍ ‌‌‍​‍​ ​​​ ‌ ‌‍‌‍​‍ ‌‌‍​‍‌‍​‍​ ‌​​ ‌​​ ​‍‌‍‌​​ ‌​‌‍​ ​ ‌‍​ ​‌​ ‍‌​ ‍​​‍‌‍‌ ‌​‌ ‍‌‌ ​​‌‍‌‌​ ‌‌ ​‍‌‍‌‌‌ ​ ‌‍ ‌ ‌‌‌ ​‍‌‍​ ‌‍‌‌​‍‌‍‌ ​​‌‍​‌‌ ‌​‌‍‍​​ ‌‌ ​ ‌‍‌‌‌‍​ ‌ ‌​‌‍‍‌‌‍ ‌‍ ‍‌ ​ ​‍‌‌​ ‌‌‌​​‍‌‌ ‌‍‍ ‌‍‌‌‌ ‍‌​‍‌‌​ ​ ‌​‌​​‍‌‌​ ​ ‌​‌​​‍‌‌​ ​‍​ ​‍‌‍‌​​ ​‍‌‍​ ​ ​‌​ ‌‌​ ‌‌​ ​​‌‍‌‌​ ​ ​ ​​‌‍‌‍​ ‌‍​‍‌‌​ ​‍​ ​‍​‍‌‌​ ‌‌‌​‌​​‍ ‍‌‍​ ‌‍ ‌‍ ‍‌ ‌​‌‍‌‌‌‍ ‍‌ ‌​​‍‌‌​ ‌‌‌​​‍‌‌ ‌‍‍ ‌‍‌‌‌ ‍‌​‍‌‌​ ​ ‌​‌​​‍‌‌​ ​ ‌​‌​​‍‌‌​ ​‍​ ​‍​ ‍​‌‍‌‍‌‍‌​​ ‌ ​ ​​​ ​‍​ ‌‍‌‍‌‍​ ‌ ​ ‌ ‌‍​ ​ ‍​​‍‌‌​ ​‍​ ​‍​‍‌‌​ ‌‌‌​‌​​‍ ‍‌ ‌​‌‍‌‌‌ ‍​‌ ‌​​‍‌‍‌ ​​‌‍‌‌‌ ​‍‌ ​ ‌ ​​‌‍‌‌‌‍​ ‌ ‌​‌‍‍‌‌ ‌‍‌‍‌‌​ ‌‌ ​​‌ ‌‌‌‍​‍‌‍ ​‌‍‍‌‌ ​ ‌‍‍​‌‍‌‌‌‍‌​​‍​‍‌ ‌Jersey Central Power and Light​​​​‌ ‍ ​‍​‍‌‍ ‌ ​‍‌‍‍‌‌‍‌ ‌‍‍‌‌‍ ‍​‍​‍​ ‍‍​‍​‍‌ ​ ‌‍​‌‌‍ ‍‌‍‍‌‌ ‌​‌ ‍‌​‍ ‍‌‍‍‌‌‍ ​‍​‍​‍ ​​‍​‍‌‍‍​‌ ​‍‌‍‌‌‌‍‌‍​‍​‍​ ‍‍​‍​‍‌‍‍​‌ ‌​‌ ‌​‌ ​​​ ‍‍​‍ ​‍ ‌‍ ​‌‍ ‌‍​ ‌‍​‌‌‍ ​‌‍‍​‌‍ ‌ ​ ‌ ‌​​ ‍‍​ ​ ​ ​ ​ ​ ​ ​ ​‍ ‌‍‍‌‌‍ ‍‌ ‌​‌‍‌‌‌‍ ‍‌ ‌​​‍ ‌‍‌‌‌‍‌​‌‍‍‌‌ ‌​​‍ ‌‍ ‌‌‍ ‌‍‌​‌‍‌‌​ ‌‌ ​​‌ ​‍‌‍‌‌‌ ​ ‌‍‌‌‌‍ ‍‌ ‌​‌‍​‌‌ ‌​‌‍‍‌‌‍ ‌‍ ‍​ ‍ ‌‍‍‌‌‍‌​​ ‌​ ‌​‌‍​ ​ ​‍​ ‌‍​ ‌‍​ ​‍‌‍​ ​ ‍​​‍ ‌​ ‍​​ ​‍​ ‍​​ ​ ​‍ ‌​ ‌​​ ‌​‌‍​ ​ ​‌​‍ ‌‌‍​‍​ ​​​ ‌ ‌‍‌‍​‍ ‌‌‍​‍‌‍​‍​ ‌​​ ‌​​ ​‍‌‍‌​​ ‌​‌‍​ ​ ‌‍​ ​‌​ ‍‌​ ‍​​ ‍ ‌ ‌​‌ ‍‌‌ ​​‌‍‌‌​ ‌‌ ​‍‌‍‌‌‌ ​ ‌‍ ‌ ‌‌‌ ​‍‌‍​ ‌‍‌‌​ ‍ ‌ ​​‌‍​‌‌ ‌​‌‍‍​​ ‌‌ ​ ‌‍‌‌‌‍​ ‌ ‌​‌‍‍‌‌‍ ‌‍ ‍‌ ​ ​‍‌‌​ ‌‌‌​​‍‌‌ ‌‍‍ ‌‍‌‌‌ ‍‌​‍‌‌​ ​ ‌​‌​​‍‌‌​ ​ ‌​‌​​‍‌‌​ ​‍​ ​‍‌‍‌​​ ​‍‌‍​ ​ ​‌​ ‌‌​ ‌‌​ ​​‌‍‌‌​ ​ ​ ​​‌‍‌‍​ ‌‍​‍‌‌​ ​‍​ ​‍​‍‌‌​ ‌‌‌​‌​​‍ ‍‌‍​ ‌‍ ‌‍ ‍‌ ‌​‌‍‌‌‌‍ ‍‌ ‌​​‍‌‌​ ‌‌‌​​‍‌‌ ‌‍‍ ‌‍‌‌‌ ‍‌​‍‌‌​ ​ ‌​‌​​‍‌‌​ ​ ‌​‌​​‍‌‌​ ​‍​ ​‍​ ‌ ​ ‌​​ ‍‌​ ​ ​ ​‍‌‍‌‍​ ​‌​ ‍‌​ ‌​‌‍‌‍‌‍‌‍​ ‍​​‍‌‌​ ​‍​ ​‍​‍‌‌​ ‌‌‌​‌​​‍ ‍‌ ‌​‌‍‌‌‌ ‍​‌ ‌​​ ‌‍​‍‌‍​‌‌ ​ ‌‍‌‌‌‌‌‌‌ ​‍‌‍ ​​ ‌‌‍‍​‌ ‌​‌ ‌​‌ ​​​‍‌‌​ ​ ‌​​‌​‍‌‌​ ​‍‌​‌‍​‍‌‌​ ​‍‌​‌‍‌‍ ​‌‍ ‌‍​ ‌‍​‌‌‍ ​‌‍‍​‌‍ ‌ ​ ‌ ‌​​‍‌‌​ ​ ‌​​‌​ ​ ​ ​ ​ ​ ​ ​ ​‍‌‍‌‍‍‌‌‍‌​​ ‌​ ‌​‌‍​ ​ ​‍​ ‌‍​ ‌‍​ ​‍‌‍​ ​ ‍​​‍ ‌​ ‍​​ ​‍​ ‍​​ ​ ​‍ ‌​ ‌​​ ‌​‌‍​ ​ ​‌​‍ ‌‌‍​‍​ ​​​ ‌ ‌‍‌‍​‍ ‌‌‍​‍‌‍​‍​ ‌​​ ‌​​ ​‍‌‍‌​​ ‌​‌‍​ ​ ‌‍​ ​‌​ ‍‌​ ‍​​‍‌‍‌ ‌​‌ ‍‌‌ ​​‌‍‌‌​ ‌‌ ​‍‌‍‌‌‌ ​ ‌‍ ‌ ‌‌‌ ​‍‌‍​ ‌‍‌‌​‍‌‍‌ ​​‌‍​‌‌ ‌​‌‍‍​​ ‌‌ ​ ‌‍‌‌‌‍​ ‌ ‌​‌‍‍‌‌‍ ‌‍ ‍‌ ​ ​‍‌‌​ ‌‌‌​​‍‌‌ ‌‍‍ ‌‍‌‌‌ ‍‌​‍‌‌​ ​ ‌​‌​​‍‌‌​ ​ ‌​‌​​‍‌‌​ ​‍​ ​‍‌‍‌​​ ​‍‌‍​ ​ ​‌​ ‌‌​ ‌‌​ ​​‌‍‌‌​ ​ ​ ​​‌‍‌‍​ ‌‍​‍‌‌​ ​‍​ ​‍​‍‌‌​ ‌‌‌​‌​​‍ ‍‌‍​ ‌‍ ‌‍ ‍‌ ‌​‌‍‌‌‌‍ ‍‌ ‌​​‍‌‌​ ‌‌‌​​‍‌‌ ‌‍‍ ‌‍‌‌‌ ‍‌​‍‌‌​ ​ ‌​‌​​‍‌‌​ ​ ‌​‌​​‍‌‌​ ​‍​ ​‍​ ‌ ​ ‌​​ ‍‌​ ​ ​ ​‍‌‍‌‍​ ​‌​ ‍‌​ ‌​‌‍‌‍‌‍‌‍​ ‍​​‍‌‌​ ​‍​ ​‍​‍‌‌​ ‌‌‌​‌​​‍ ‍‌ ‌​‌‍‌‌‌ ‍​‌ ‌​​‍‌‍‌ ​​‌‍‌‌‌ ​‍‌ ​ ‌ ​​‌‍‌‌‌‍​ ‌ ‌​‌‍‍‌‌ ‌‍‌‍‌‌​ ‌‌ ​​‌ ‌‌‌‍​‍‌‍ ​‌‍‍‌‌ ​ ‌‍‍​‌‍‌‌‌‍‌​​‍​‍‌ ‌Public Service Electric and Gas​​​​‌ ‍ ​‍​‍‌‍ ‌ ​‍‌‍‍‌‌‍‌ ‌‍‍‌‌‍ ‍​‍​‍​ ‍‍​‍​‍‌ ​ ‌‍​‌‌‍ ‍‌‍‍‌‌ ‌​‌ ‍‌​‍ ‍‌‍‍‌‌‍ ​‍​‍​‍ ​​‍​‍‌‍‍​‌ ​‍‌‍‌‌‌‍‌‍​‍​‍​ ‍‍​‍​‍‌‍‍​‌ ‌​‌ ‌​‌ ​​​ ‍‍​‍ ​‍ ‌‍ ​‌‍ ‌‍​ ‌‍​‌‌‍ ​‌‍‍​‌‍ ‌ ​ ‌ ‌​​ ‍‍​ ​ ​ ​ ​ ​ ​ ​ ​‍ ‌‍‍‌‌‍ ‍‌ ‌​‌‍‌‌‌‍ ‍‌ ‌​​‍ ‌‍‌‌‌‍‌​‌‍‍‌‌ ‌​​‍ ‌‍ ‌‌‍ ‌‍‌​‌‍‌‌​ ‌‌ ​​‌ ​‍‌‍‌‌‌ ​ ‌‍‌‌‌‍ ‍‌ ‌​‌‍​‌‌ ‌​‌‍‍‌‌‍ ‌‍ ‍​ ‍ ‌‍‍‌‌‍‌​​ ‌​ ‌​‌‍​ ​ ​‍​ ‌‍​ ‌‍​ ​‍‌‍​ ​ ‍​​‍ ‌​ ‍​​ ​‍​ ‍​​ ​ ​‍ ‌​ ‌​​ ‌​‌‍​ ​ ​‌​‍ ‌‌‍​‍​ ​​​ ‌ ‌‍‌‍​‍ ‌‌‍​‍‌‍​‍​ ‌​​ ‌​​ ​‍‌‍‌​​ ‌​‌‍​ ​ ‌‍​ ​‌​ ‍‌​ ‍​​ ‍ ‌ ‌​‌ ‍‌‌ ​​‌‍‌‌​ ‌‌ ​‍‌‍‌‌‌ ​ ‌‍ ‌ ‌‌‌ ​‍‌‍​ ‌‍‌‌​ ‍ ‌ ​​‌‍​‌‌ ‌​‌‍‍​​ ‌‌ ​ ‌‍‌‌‌‍​ ‌ ‌​‌‍‍‌‌‍ ‌‍ ‍‌ ​ ​‍‌‌​ ‌‌‌​​‍‌‌ ‌‍‍ ‌‍‌‌‌ ‍‌​‍‌‌​ ​ ‌​‌​​‍‌‌​ ​ ‌​‌​​‍‌‌​ ​‍​ ​‍‌‍‌​​ ​‍‌‍​ ​ ​‌​ ‌‌​ ‌‌​ ​​‌‍‌‌​ ​ ​ ​​‌‍‌‍​ ‌‍​‍‌‌​ ​‍​ ​‍​‍‌‌​ ‌‌‌​‌​​‍ ‍‌‍​ ‌‍ ‌‍ ‍‌ ‌​‌‍‌‌‌‍ ‍‌ ‌​​‍‌‌​ ‌‌‌​​‍‌‌ ‌‍‍ ‌‍‌‌‌ ‍‌​‍‌‌​ ​ ‌​‌​​‍‌‌​ ​ ‌​‌​​‍‌‌​ ​‍​ ​‍‌‍‌​‌‍‌​‌‍​‍​ ‌‌​ ​‌​ ​ ​ ‌ ‌‍‌‍​ ‍​​ ‌‍​ ‌‍​ ​ ​‍‌‌​ ​‍​ ​‍​‍‌‌​ ‌‌‌​‌​​‍ ‍‌ ‌​‌‍‌‌‌ ‍​‌ ‌​​ ‌‍​‍‌‍​‌‌ ​ ‌‍‌‌‌‌‌‌‌ ​‍‌‍ ​​ ‌‌‍‍​‌ ‌​‌ ‌​‌ ​​​‍‌‌​ ​ ‌​​‌​‍‌‌​ ​‍‌​‌‍​‍‌‌​ ​‍‌​‌‍‌‍ ​‌‍ ‌‍​ ‌‍​‌‌‍ ​‌‍‍​‌‍ ‌ ​ ‌ ‌​​‍‌‌​ ​ ‌​​‌​ ​ ​ ​ ​ ​ ​ ​ ​‍‌‍‌‍‍‌‌‍‌​​ ‌​ ‌​‌‍​ ​ ​‍​ ‌‍​ ‌‍​ ​‍‌‍​ ​ ‍​​‍ ‌​ ‍​​ ​‍​ ‍​​ ​ ​‍ ‌​ ‌​​ ‌​‌‍​ ​ ​‌​‍ ‌‌‍​‍​ ​​​ ‌ ‌‍‌‍​‍ ‌‌‍​‍‌‍​‍​ ‌​​ ‌​​ ​‍‌‍‌​​ ‌​‌‍​ ​ ‌‍​ ​‌​ ‍‌​ ‍​​‍‌‍‌ ‌​‌ ‍‌‌ ​​‌‍‌‌​ ‌‌ ​‍‌‍‌‌‌ ​ ‌‍ ‌ ‌‌‌ ​‍‌‍​ ‌‍‌‌​‍‌‍‌ ​​‌‍​‌‌ ‌​‌‍‍​​ ‌‌ ​ ‌‍‌‌‌‍​ ‌ ‌​‌‍‍‌‌‍ ‌‍ ‍‌ ​ ​‍‌‌​ ‌‌‌​​‍‌‌ ‌‍‍ ‌‍‌‌‌ ‍‌​‍‌‌​ ​ ‌​‌​​‍‌‌​ ​ ‌​‌​​‍‌‌​ ​‍​ ​‍‌‍‌​​ ​‍‌‍​ ​ ​‌​ ‌‌​ ‌‌​ ​​‌‍‌‌​ ​ ​ ​​‌‍‌‍​ ‌‍​‍‌‌​ ​‍​ ​‍​‍‌‌​ ‌‌‌​‌​​‍ ‍‌‍​ ‌‍ ‌‍ ‍‌ ‌​‌‍‌‌‌‍ ‍‌ ‌​​‍‌‌​ ‌‌‌​​‍‌‌ ‌‍‍ ‌‍‌‌‌ ‍‌​‍‌‌​ ​ ‌​‌​​‍‌‌​ ​ ‌​‌​​‍‌‌​ ​‍​ ​‍‌‍‌​‌‍‌​‌‍​‍​ ‌‌​ ​‌​ ​ ​ ‌ ‌‍‌‍​ ‍​​ ‌‍​ ‌‍​ ​ ​‍‌‌​ ​‍​ ​‍​‍‌‌​ ‌‌‌​‌​​‍ ‍‌ ‌​‌‍‌‌‌ ‍​‌ ‌​​‍‌‍‌ ​​‌‍‌‌‌ ​‍‌ ​ ‌ ​​‌‍‌‌‌‍​ ‌ ‌​‌‍‍‌‌ ‌‍‌‍‌‌​ ‌‌ ​​‌ ‌‌‌‍​‍‌‍ ​‌‍‍‌‌ ​ ‌‍‍​‌‍‌‌‌‍‌​​‍​‍‌ ‌Rockland Electric Company​​​​‌ ‍ ​‍​‍‌‍ ‌ ​‍‌‍‍‌‌‍‌ ‌‍‍‌‌‍ ‍​‍​‍​ ‍‍​‍​‍‌ ​ ‌‍​‌‌‍ ‍‌‍‍‌‌ ‌​‌ ‍‌​‍ ‍‌‍‍‌‌‍ ​‍​‍​‍ ​​‍​‍‌‍‍​‌ ​‍‌‍‌‌‌‍‌‍​‍​‍​ ‍‍​‍​‍‌‍‍​‌ ‌​‌ ‌​‌ ​​​ ‍‍​‍ ​‍ ‌‍ ​‌‍ ‌‍​ ‌‍​‌‌‍ ​‌‍‍​‌‍ ‌ ​ ‌ ‌​​ ‍‍​ ​ ​ ​ ​ ​ ​ ​ ​‍ ‌‍‍‌‌‍ ‍‌ ‌​‌‍‌‌‌‍ ‍‌ ‌​​‍ ‌‍‌‌‌‍‌​‌‍‍‌‌ ‌​​‍ ‌‍ ‌‌‍ ‌‍‌​‌‍‌‌​ ‌‌ ​​‌ ​‍‌‍‌‌‌ ​ ‌‍‌‌‌‍ ‍‌ ‌​‌‍​‌‌ ‌​‌‍‍‌‌‍ ‌‍ ‍​ ‍ ‌‍‍‌‌‍‌​​ ‌​ ‌​‌‍​ ​ ​‍​ ‌‍​ ‌‍​ ​‍‌‍​ ​ ‍​​‍ ‌​ ‍​​ ​‍​ ‍​​ ​ ​‍ ‌​ ‌​​ ‌​‌‍​ ​ ​‌​‍ ‌‌‍​‍​ ​​​ ‌ ‌‍‌‍​‍ ‌‌‍​‍‌‍​‍​ ‌​​ ‌​​ ​‍‌‍‌​​ ‌​‌‍​ ​ ‌‍​ ​‌​ ‍‌​ ‍​​ ‍ ‌ ‌​‌ ‍‌‌ ​​‌‍‌‌​ ‌‌ ​‍‌‍‌‌‌ ​ ‌‍ ‌ ‌‌‌ ​‍‌‍​ ‌‍‌‌​ ‍ ‌ ​​‌‍​‌‌ ‌​‌‍‍​​ ‌‌ ​ ‌‍‌‌‌‍​ ‌ ‌​‌‍‍‌‌‍ ‌‍ ‍‌ ​ ​‍‌‌​ ‌‌‌​​‍‌‌ ‌‍‍ ‌‍‌‌‌ ‍‌​‍‌‌​ ​ ‌​‌​​‍‌‌​ ​ ‌​‌​​‍‌‌​ ​‍​ ​‍‌‍‌​​ ​‍‌‍​ ​ ​‌​ ‌‌​ ‌‌​ ​​‌‍‌‌​ ​ ​ ​​‌‍‌‍​ ‌‍​‍‌‌​ ​‍​ ​‍​‍‌‌​ ‌‌‌​‌​​‍ ‍‌‍​ ‌‍ ‌‍ ‍‌ ‌​‌‍‌‌‌‍ ‍‌ ‌​​‍‌‌​ ‌‌‌​​‍‌‌ ‌‍‍ ‌‍‌‌‌ ‍‌​‍‌‌​ ​ ‌​‌​​‍‌‌​ ​ ‌​‌​​‍‌‌​ ​‍​ ​‍‌‍‌‌‌‍​‌‌‍​‌‌‍​‍​ ‌ ‌‍‌​​ ‌‍‌‍‌‍​ ​​‌‍‌​‌‍‌‌​ ​ ​‍‌‌​ ​‍​ ​‍​‍‌‌​ ‌‌‌​‌​​‍ ‍‌ ‌​‌‍‌‌‌ ‍​‌ ‌​​ ‌‍​‍‌‍​‌‌ ​ ‌‍‌‌‌‌‌‌‌ ​‍‌‍ ​​ ‌‌‍‍​‌ ‌​‌ ‌​‌ ​​​‍‌‌​ ​ ‌​​‌​‍‌‌​ ​‍‌​‌‍​‍‌‌​ ​‍‌​‌‍‌‍ ​‌‍ ‌‍​ ‌‍​‌‌‍ ​‌‍‍​‌‍ ‌ ​ ‌ ‌​​‍‌‌​ ​ ‌​​‌​ ​ ​ ​ ​ ​ ​ ​ ​‍‌‍‌‍‍‌‌‍‌​​ ‌​ ‌​‌‍​ ​ ​‍​ ‌‍​ ‌‍​ ​‍‌‍​ ​ ‍​​‍ ‌​ ‍​​ ​‍​ ‍​​ ​ ​‍ ‌​ ‌​​ ‌​‌‍​ ​ ​‌​‍ ‌‌‍​‍​ ​​​ ‌ ‌‍‌‍​‍ ‌‌‍​‍‌‍​‍​ ‌​​ ‌​​ ​‍‌‍‌​​ ‌​‌‍​ ​ ‌‍​ ​‌​ ‍‌​ ‍​​‍‌‍‌ ‌​‌ ‍‌‌ ​​‌‍‌‌​ ‌‌ ​‍‌‍‌‌‌ ​ ‌‍ ‌ ‌‌‌ ​‍‌‍​ ‌‍‌‌​‍‌‍‌ ​​‌‍​‌‌ ‌​‌‍‍​​ ‌‌ ​ ‌‍‌‌‌‍​ ‌ ‌​‌‍‍‌‌‍ ‌‍ ‍‌ ​ ​‍‌‌​ ‌‌‌​​‍‌‌ ‌‍‍ ‌‍‌‌‌ ‍‌​‍‌‌​ ​ ‌​‌​​‍‌‌​ ​ ‌​‌​​‍‌‌​ ​‍​ ​‍‌‍‌​​ ​‍‌‍​ ​ ​‌​ ‌‌​ ‌‌​ ​​‌‍‌‌​ ​ ​ ​​‌‍‌‍​ ‌‍​‍‌‌​ ​‍​ ​‍​‍‌‌​ ‌‌‌​‌​​‍ ‍‌‍​ ‌‍ ‌‍ ‍‌ ‌​‌‍‌‌‌‍ ‍‌ ‌​​‍‌‌​ ‌‌‌​​‍‌‌ ‌‍‍ ‌‍‌‌‌ ‍‌​‍‌‌​ ​ ‌​‌​​‍‌‌​ ​ ‌​‌​​‍‌‌​ ​‍​ ​‍‌‍‌‌‌‍​‌‌‍​‌‌‍​‍​ ‌ ‌‍‌​​ ‌‍‌‍‌‍​ ​​‌‍‌​‌‍‌‌​ ​ ​‍‌‌​ ​‍​ ​‍​‍‌‌​ ‌‌‌​‌​​‍ ‍‌ ‌​‌‍‌‌‌ ‍​‌ ‌​​‍‌‍‌ ​​‌‍‌‌‌ ​‍‌ ​ ‌ ​​‌‍‌‌‌‍​ ‌ ‌​‌‍‍‌‌ ‌‍‌‍‌‌​ ‌‌ ​​‌ ‌‌‌‍​‍‌‍ ​‌‍‍‌‌ ​ ‌‍‍​‌‍‌‌‌‍‌​​‍​‍‌ ‌
Interconnection Utility Contacts​​​​‌ ‍ ​‍​‍‌‍ ‌ ​‍‌‍‍‌‌‍‌ ‌‍‍‌‌‍ ‍​‍​‍​ ‍‍​‍​‍‌ ​ ‌‍​‌‌‍ ‍‌‍‍‌‌ ‌​‌ ‍‌​‍ ‍‌‍‍‌‌‍ ​‍​‍​‍ ​​‍​‍‌‍‍​‌ ​‍‌‍‌‌‌‍‌‍​‍​‍​ ‍‍​‍​‍‌‍‍​‌ ‌​‌ ‌​‌ ​​​ ‍‍​‍ ​‍ ‌‍ ​‌‍ ‌‍​ ‌‍​‌‌‍ ​‌‍‍​‌‍ ‌ ​ ‌ ‌​​ ‍‍​ ​ ​ ​ ​ ​ ​ ​ ​‍ ‌‍‍‌‌‍ ‍‌ ‌​‌‍‌‌‌‍ ‍‌ ‌​​‍ ‌‍‌‌‌‍‌​‌‍‍‌‌ ‌​​‍ ‌‍ ‌‌‍ ‌‍‌​‌‍‌‌​ ‌‌ ​​‌ ​‍‌‍‌‌‌ ​ ‌‍‌‌‌‍ ‍‌ ‌​‌‍​‌‌ ‌​‌‍‍‌‌‍ ‌‍ ‍​ ‍ ‌‍‍‌‌‍‌​​ ‌​ ‌​‌‍​ ​ ​‍​ ‌‍​ ‌‍​ ​‍‌‍​ ​ ‍​​‍ ‌​ ‍​​ ​‍​ ‍​​ ​ ​‍ ‌​ ‌​​ ‌​‌‍​ ​ ​‌​‍ ‌‌‍​‍​ ​​​ ‌ ‌‍‌‍​‍ ‌‌‍​‍‌‍​‍​ ‌​​ ‌​​ ​‍‌‍‌​​ ‌​‌‍​ ​ ‌‍​ ​‌​ ‍‌​ ‍​​ ‍ ‌ ‌​‌ ‍‌‌ ​​‌‍‌‌​ ‌‌ ​‍‌‍‌‌‌ ​ ‌‍ ‌ ‌‌‌ ​‍‌‍​ ‌‍‌‌​ ‍ ‌ ​​‌‍​‌‌ ‌​‌‍‍​​ ‌‌ ​ ‌‍‌‌‌‍​ ‌ ‌​‌‍‍‌‌‍ ‌‍ ‍‌ ​ ​‍‌‌​ ‌‌‌​​‍‌‌ ‌‍‍ ‌‍‌‌‌ ‍‌​‍‌‌​ ​ ‌​‌​​‍‌‌​ ​ ‌​‌​​‍‌‌​ ​‍​ ​‍​ ​‍​ ​‌​ ‌ ​ ​‍‌‍‌​​ ‌​​ ​‌‌‍​‍​ ​ ‌‍​‌‌‍‌‍‌‍‌‌​‍‌‌​ ​‍​ ​‍​‍‌‌​ ‌‌‌​‌​​‍ ‍‌‍‍​‌‍‌‌‌‍​‌‌‍‌​‌‍‍‌‌‍ ‍‌‍‌ ​ ‌‍​‍‌‍​‌‌ ​ ‌‍‌‌‌‌‌‌‌ ​‍‌‍ ​​ ‌‌‍‍​‌ ‌​‌ ‌​‌ ​​​‍‌‌​ ​ ‌​​‌​‍‌‌​ ​‍‌​‌‍​‍‌‌​ ​‍‌​‌‍‌‍ ​‌‍ ‌‍​ ‌‍​‌‌‍ ​‌‍‍​‌‍ ‌ ​ ‌ ‌​​‍‌‌​ ​ ‌​​‌​ ​ ​ ​ ​ ​ ​ ​ ​‍‌‍‌‍‍‌‌‍‌​​ ‌​ ‌​‌‍​ ​ ​‍​ ‌‍​ ‌‍​ ​‍‌‍​ ​ ‍​​‍ ‌​ ‍​​ ​‍​ ‍​​ ​ ​‍ ‌​ ‌​​ ‌​‌‍​ ​ ​‌​‍ ‌‌‍​‍​ ​​​ ‌ ‌‍‌‍​‍ ‌‌‍​‍‌‍​‍​ ‌​​ ‌​​ ​‍‌‍‌​​ ‌​‌‍​ ​ ‌‍​ ​‌​ ‍‌​ ‍​​‍‌‍‌ ‌​‌ ‍‌‌ ​​‌‍‌‌​ ‌‌ ​‍‌‍‌‌‌ ​ ‌‍ ‌ ‌‌‌ ​‍‌‍​ ‌‍‌‌​‍‌‍‌ ​​‌‍​‌‌ ‌​‌‍‍​​ ‌‌ ​ ‌‍‌‌‌‍​ ‌ ‌​‌‍‍‌‌‍ ‌‍ ‍‌ ​ ​‍‌‌​ ‌‌‌​​‍‌‌ ‌‍‍ ‌‍‌‌‌ ‍‌​‍‌‌​ ​ ‌​‌​​‍‌‌​ ​ ‌​‌​​‍‌‌​ ​‍​ ​‍​ ​‍​ ​‌​ ‌ ​ ​‍‌‍‌​​ ‌​​ ​‌‌‍​‍​ ​ ‌‍​‌‌‍‌‍‌‍‌‌​‍‌‌​ ​‍​ ​‍​‍‌‌​ ‌‌‌​‌​​‍ ‍‌‍‍​‌‍‌‌‌‍​‌‌‍‌​‌‍‍‌‌‍ ‍‌‍‌ ​‍‌‍‌ ​​‌‍‌‌‌ ​‍‌ ​ ‌ ​​‌‍‌‌‌‍​ ‌ ‌​‌‍‍‌‌ ‌‍‌‍‌‌​ ‌‌ ​​‌ ‌‌‌‍​‍‌‍ ​‌‍‍‌‌ ​ ‌‍‍​‌‍‌‌‌‍‌​​‍​‍‌ ‌
Atlantic City Electric​​​​‌ ‍ ​‍​‍‌‍ ‌ ​‍‌‍‍‌‌‍‌ ‌‍‍‌‌‍ ‍​‍​‍​ ‍‍​‍​‍‌ ​ ‌‍​‌‌‍ ‍‌‍‍‌‌ ‌​‌ ‍‌​‍ ‍‌‍‍‌‌‍ ​‍​‍​‍ ​​‍​‍‌‍‍​‌ ​‍‌‍‌‌‌‍‌‍​‍​‍​ ‍‍​‍​‍‌‍‍​‌ ‌​‌ ‌​‌ ​​​ ‍‍​‍ ​‍ ‌‍ ​‌‍ ‌‍​ ‌‍​‌‌‍ ​‌‍‍​‌‍ ‌ ​ ‌ ‌​​ ‍‍​ ​ ​ ​ ​ ​ ​ ​ ​‍ ‌‍‍‌‌‍ ‍‌ ‌​‌‍‌‌‌‍ ‍‌ ‌​​‍ ‌‍‌‌‌‍‌​‌‍‍‌‌ ‌​​‍ ‌‍ ‌‌‍ ‌‍‌​‌‍‌‌​ ‌‌ ​​‌ ​‍‌‍‌‌‌ ​ ‌‍‌‌‌‍ ‍‌ ‌​‌‍​‌‌ ‌​‌‍‍‌‌‍ ‌‍ ‍​ ‍ ‌‍‍‌‌‍‌​​ ‌​ ‌​‌‍​ ​ ​‍​ ‌‍​ ‌‍​ ​‍‌‍​ ​ ‍​​‍ ‌​ ‍​​ ​‍​ ‍​​ ​ ​‍ ‌​ ‌​​ ‌​‌‍​ ​ ​‌​‍ ‌‌‍​‍​ ​​​ ‌ ‌‍‌‍​‍ ‌‌‍​‍‌‍​‍​ ‌​​ ‌​​ ​‍‌‍‌​​ ‌​‌‍​ ​ ‌‍​ ​‌​ ‍‌​ ‍​​ ‍ ‌ ‌​‌ ‍‌‌ ​​‌‍‌‌​ ‌‌ ​‍‌‍‌‌‌ ​ ‌‍ ‌ ‌‌‌ ​‍‌‍​ ‌‍‌‌​ ‍ ‌ ​​‌‍​‌‌ ‌​‌‍‍​​ ‌‌ ​ ‌‍‌‌‌‍​ ‌ ‌​‌‍‍‌‌‍ ‌‍ ‍‌ ​ ​‍‌‌​ ‌‌‌​​‍‌‌ ‌‍‍ ‌‍‌‌‌ ‍‌​‍‌‌​ ​ ‌​‌​​‍‌‌​ ​ ‌​‌​​‍‌‌​ ​‍​ ​‍​ ​‍​ ​‌​ ‌ ​ ​‍‌‍‌​​ ‌​​ ​‌‌‍​‍​ ​ ‌‍​‌‌‍‌‍‌‍‌‌​‍‌‌​ ​‍​ ​‍​‍‌‌​ ‌‌‌​‌​​‍ ‍‌‍​ ‌‍ ‌‍ ‍‌ ‌​‌‍‌‌‌‍ ‍‌ ‌​​‍‌‌​ ‌‌‌​​‍‌‌ ‌‍‍ ‌‍‌‌‌ ‍‌​‍‌‌​ ​ ‌​‌​​‍‌‌​ ​ ‌​‌​​‍‌‌​ ​‍​ ​‍​ ‍​​ ‍‌​ ‌ ‌‍‌‌​ ​‌‌‍‌​​ ​ ‌‍‌​‌‍​ ​ ‌ ‌‍​‍​ ‍​​‍‌‌​ ​‍​ ​‍​‍‌‌​ ‌‌‌​‌​​‍ ‍‌‍‍‌‌ ‌​‌‍‌‌‌‍ ‌‌ ​ ​‍‌‌​ ‌‌‌​​‍‌‌ ‌‍‍ ‌‍‌‌‌ ‍‌​‍‌‌​ ​ ‌​‌​​‍‌‌​ ​ ‌​‌​​‍‌‌​ ​‍​ ​‍​ ​‍‌‍‌​‌‍​ ​ ‍​‌‍​ ‌‍​‍​ ​‌​ ‌‌​ ‍​​ ‌‌​ ‌‍​ ‌ ​‍‌‌​ ​‍​ ​‍​‍‌‌​ ‌‌‌​‌​​‍ ‍‌‍‍​‌‍‌‌‌‍​‌‌‍‌​‌‍‍‌‌‍ ‍‌‍‌ ​ ‌‍​‍‌‍​‌‌ ​ ‌‍‌‌‌‌‌‌‌ ​‍‌‍ ​​ ‌‌‍‍​‌ ‌​‌ ‌​‌ ​​​‍‌‌​ ​ ‌​​‌​‍‌‌​ ​‍‌​‌‍​‍‌‌​ ​‍‌​‌‍‌‍ ​‌‍ ‌‍​ ‌‍​‌‌‍ ​‌‍‍​‌‍ ‌ ​ ‌ ‌​​‍‌‌​ ​ ‌​​‌​ ​ ​ ​ ​ ​ ​ ​ ​‍‌‍‌‍‍‌‌‍‌​​ ‌​ ‌​‌‍​ ​ ​‍​ ‌‍​ ‌‍​ ​‍‌‍​ ​ ‍​​‍ ‌​ ‍​​ ​‍​ ‍​​ ​ ​‍ ‌​ ‌​​ ‌​‌‍​ ​ ​‌​‍ ‌‌‍​‍​ ​​​ ‌ ‌‍‌‍​‍ ‌‌‍​‍‌‍​‍​ ‌​​ ‌​​ ​‍‌‍‌​​ ‌​‌‍​ ​ ‌‍​ ​‌​ ‍‌​ ‍​​‍‌‍‌ ‌​‌ ‍‌‌ ​​‌‍‌‌​ ‌‌ ​‍‌‍‌‌‌ ​ ‌‍ ‌ ‌‌‌ ​‍‌‍​ ‌‍‌‌​‍‌‍‌ ​​‌‍​‌‌ ‌​‌‍‍​​ ‌‌ ​ ‌‍‌‌‌‍​ ‌ ‌​‌‍‍‌‌‍ ‌‍ ‍‌ ​ ​‍‌‌​ ‌‌‌​​‍‌‌ ‌‍‍ ‌‍‌‌‌ ‍‌​‍‌‌​ ​ ‌​‌​​‍‌‌​ ​ ‌​‌​​‍‌‌​ ​‍​ ​‍​ ​‍​ ​‌​ ‌ ​ ​‍‌‍‌​​ ‌​​ ​‌‌‍​‍​ ​ ‌‍​‌‌‍‌‍‌‍‌‌​‍‌‌​ ​‍​ ​‍​‍‌‌​ ‌‌‌​‌​​‍ ‍‌‍​ ‌‍ ‌‍ ‍‌ ‌​‌‍‌‌‌‍ ‍‌ ‌​​‍‌‌​ ‌‌‌​​‍‌‌ ‌‍‍ ‌‍‌‌‌ ‍‌​‍‌‌​ ​ ‌​‌​​‍‌‌​ ​ ‌​‌​​‍‌‌​ ​‍​ ​‍​ ‍​​ ‍‌​ ‌ ‌‍‌‌​ ​‌‌‍‌​​ ​ ‌‍‌​‌‍​ ​ ‌ ‌‍​‍​ ‍​​‍‌‌​ ​‍​ ​‍​‍‌‌​ ‌‌‌​‌​​‍ ‍‌‍‍‌‌ ‌​‌‍‌‌‌‍ ‌‌ ​ ​‍‌‌​ ‌‌‌​​‍‌‌ ‌‍‍ ‌‍‌‌‌ ‍‌​‍‌‌​ ​ ‌​‌​​‍‌‌​ ​ ‌​‌​​‍‌‌​ ​‍​ ​‍​ ​‍‌‍‌​‌‍​ ​ ‍​‌‍​ ‌‍​‍​ ​‌​ ‌‌​ ‍​​ ‌‌​ ‌‍​ ‌ ​‍‌‌​ ​‍​ ​‍​‍‌‌​ ‌‌‌​‌​​‍ ‍‌‍‍​‌‍‌‌‌‍​‌‌‍‌​‌‍‍‌‌‍ ‍‌‍‌ ​‍‌‍‌ ​​‌‍‌‌‌ ​‍‌ ​ ‌ ​​‌‍‌‌‌‍​ ‌ ‌​‌‍‍‌‌ ‌‍‌‍‌‌​ ‌‌ ​​‌ ‌‌‌‍​‍‌‍ ​‌‍‍‌‌ ​ ‌‍‍​‌‍‌‌‌‍‌​​‍​‍‌ ‌
Jersey Central Power & Light​​​​‌ ‍ ​‍​‍‌‍ ‌ ​‍‌‍‍‌‌‍‌ ‌‍‍‌‌‍ ‍​‍​‍​ ‍‍​‍​‍‌ ​ ‌‍​‌‌‍ ‍‌‍‍‌‌ ‌​‌ ‍‌​‍ ‍‌‍‍‌‌‍ ​‍​‍​‍ ​​‍​‍‌‍‍​‌ ​‍‌‍‌‌‌‍‌‍​‍​‍​ ‍‍​‍​‍‌‍‍​‌ ‌​‌ ‌​‌ ​​​ ‍‍​‍ ​‍ ‌‍ ​‌‍ ‌‍​ ‌‍​‌‌‍ ​‌‍‍​‌‍ ‌ ​ ‌ ‌​​ ‍‍​ ​ ​ ​ ​ ​ ​ ​ ​‍ ‌‍‍‌‌‍ ‍‌ ‌​‌‍‌‌‌‍ ‍‌ ‌​​‍ ‌‍‌‌‌‍‌​‌‍‍‌‌ ‌​​‍ ‌‍ ‌‌‍ ‌‍‌​‌‍‌‌​ ‌‌ ​​‌ ​‍‌‍‌‌‌ ​ ‌‍‌‌‌‍ ‍‌ ‌​‌‍​‌‌ ‌​‌‍‍‌‌‍ ‌‍ ‍​ ‍ ‌‍‍‌‌‍‌​​ ‌​ ‌​‌‍​ ​ ​‍​ ‌‍​ ‌‍​ ​‍‌‍​ ​ ‍​​‍ ‌​ ‍​​ ​‍​ ‍​​ ​ ​‍ ‌​ ‌​​ ‌​‌‍​ ​ ​‌​‍ ‌‌‍​‍​ ​​​ ‌ ‌‍‌‍​‍ ‌‌‍​‍‌‍​‍​ ‌​​ ‌​​ ​‍‌‍‌​​ ‌​‌‍​ ​ ‌‍​ ​‌​ ‍‌​ ‍​​ ‍ ‌ ‌​‌ ‍‌‌ ​​‌‍‌‌​ ‌‌ ​‍‌‍‌‌‌ ​ ‌‍ ‌ ‌‌‌ ​‍‌‍​ ‌‍‌‌​ ‍ ‌ ​​‌‍​‌‌ ‌​‌‍‍​​ ‌‌ ​ ‌‍‌‌‌‍​ ‌ ‌​‌‍‍‌‌‍ ‌‍ ‍‌ ​ ​‍‌‌​ ‌‌‌​​‍‌‌ ‌‍‍ ‌‍‌‌‌ ‍‌​‍‌‌​ ​ ‌​‌​​‍‌‌​ ​ ‌​‌​​‍‌‌​ ​‍​ ​‍​ ​‍​ ​‌​ ‌ ​ ​‍‌‍‌​​ ‌​​ ​‌‌‍​‍​ ​ ‌‍​‌‌‍‌‍‌‍‌‌​‍‌‌​ ​‍​ ​‍​‍‌‌​ ‌‌‌​‌​​‍ ‍‌‍​ ‌‍ ‌‍ ‍‌ ‌​‌‍‌‌‌‍ ‍‌ ‌​​‍‌‌​ ‌‌‌​​‍‌‌ ‌‍‍ ‌‍‌‌‌ ‍‌​‍‌‌​ ​ ‌​‌​​‍‌‌​ ​ ‌​‌​​‍‌‌​ ​‍​ ​‍​ ‍​​ ‍‌​ ‌ ‌‍‌‌​ ​‌‌‍‌​​ ​ ‌‍‌​‌‍​ ​ ‌ ‌‍​‍​ ‍​​‍‌‌​ ​‍​ ​‍​‍‌‌​ ‌‌‌​‌​​‍ ‍‌‍‍‌‌ ‌​‌‍‌‌‌‍ ‌‌ ​ ​‍‌‌​ ‌‌‌​​‍‌‌ ‌‍‍ ‌‍‌‌‌ ‍‌​‍‌‌​ ​ ‌​‌​​‍‌‌​ ​ ‌​‌​​‍‌‌​ ​‍​ ​‍​ ‌‍​ ​ ​ ‌‍‌‍‌‌‌‍‌‍​ ‌‍‌‍​‍​ ‍​​ ​‌​ ‍‌‌‍​‍‌‍​‍​‍‌‌​ ​‍​ ​‍​‍‌‌​ ‌‌‌​‌​​‍ ‍‌‍‍​‌‍‌‌‌‍​‌‌‍‌​‌‍‍‌‌‍ ‍‌‍‌ ​ ‌‍​‍‌‍​‌‌ ​ ‌‍‌‌‌‌‌‌‌ ​‍‌‍ ​​ ‌‌‍‍​‌ ‌​‌ ‌​‌ ​​​‍‌‌​ ​ ‌​​‌​‍‌‌​ ​‍‌​‌‍​‍‌‌​ ​‍‌​‌‍‌‍ ​‌‍ ‌‍​ ‌‍​‌‌‍ ​‌‍‍​‌‍ ‌ ​ ‌ ‌​​‍‌‌​ ​ ‌​​‌​ ​ ​ ​ ​ ​ ​ ​ ​‍‌‍‌‍‍‌‌‍‌​​ ‌​ ‌​‌‍​ ​ ​‍​ ‌‍​ ‌‍​ ​‍‌‍​ ​ ‍​​‍ ‌​ ‍​​ ​‍​ ‍​​ ​ ​‍ ‌​ ‌​​ ‌​‌‍​ ​ ​‌​‍ ‌‌‍​‍​ ​​​ ‌ ‌‍‌‍​‍ ‌‌‍​‍‌‍​‍​ ‌​​ ‌​​ ​‍‌‍‌​​ ‌​‌‍​ ​ ‌‍​ ​‌​ ‍‌​ ‍​​‍‌‍‌ ‌​‌ ‍‌‌ ​​‌‍‌‌​ ‌‌ ​‍‌‍‌‌‌ ​ ‌‍ ‌ ‌‌‌ ​‍‌‍​ ‌‍‌‌​‍‌‍‌ ​​‌‍​‌‌ ‌​‌‍‍​​ ‌‌ ​ ‌‍‌‌‌‍​ ‌ ‌​‌‍‍‌‌‍ ‌‍ ‍‌ ​ ​‍‌‌​ ‌‌‌​​‍‌‌ ‌‍‍ ‌‍‌‌‌ ‍‌​‍‌‌​ ​ ‌​‌​​‍‌‌​ ​ ‌​‌​​‍‌‌​ ​‍​ ​‍​ ​‍​ ​‌​ ‌ ​ ​‍‌‍‌​​ ‌​​ ​‌‌‍​‍​ ​ ‌‍​‌‌‍‌‍‌‍‌‌​‍‌‌​ ​‍​ ​‍​‍‌‌​ ‌‌‌​‌​​‍ ‍‌‍​ ‌‍ ‌‍ ‍‌ ‌​‌‍‌‌‌‍ ‍‌ ‌​​‍‌‌​ ‌‌‌​​‍‌‌ ‌‍‍ ‌‍‌‌‌ ‍‌​‍‌‌​ ​ ‌​‌​​‍‌‌​ ​ ‌​‌​​‍‌‌​ ​‍​ ​‍​ ‍​​ ‍‌​ ‌ ‌‍‌‌​ ​‌‌‍‌​​ ​ ‌‍‌​‌‍​ ​ ‌ ‌‍​‍​ ‍​​‍‌‌​ ​‍​ ​‍​‍‌‌​ ‌‌‌​‌​​‍ ‍‌‍‍‌‌ ‌​‌‍‌‌‌‍ ‌‌ ​ ​‍‌‌​ ‌‌‌​​‍‌‌ ‌‍‍ ‌‍‌‌‌ ‍‌​‍‌‌​ ​ ‌​‌​​‍‌‌​ ​ ‌​‌​​‍‌‌​ ​‍​ ​‍​ ‌‍​ ​ ​ ‌‍‌‍‌‌‌‍‌‍​ ‌‍‌‍​‍​ ‍​​ ​‌​ ‍‌‌‍​‍‌‍​‍​‍‌‌​ ​‍​ ​‍​‍‌‌​ ‌‌‌​‌​​‍ ‍‌‍‍​‌‍‌‌‌‍​‌‌‍‌​‌‍‍‌‌‍ ‍‌‍‌ ​‍‌‍‌ ​​‌‍‌‌‌ ​‍‌ ​ ‌ ​​‌‍‌‌‌‍​ ‌ ‌​‌‍‍‌‌ ‌‍‌‍‌‌​ ‌‌ ​​‌ ‌‌‌‍​‍‌‍ ​‌‍‍‌‌ ​ ‌‍‍​‌‍‌‌‌‍‌​​‍​‍‌ ‌
Public Service Electric & Gas​​​​‌ ‍ ​‍​‍‌‍ ‌ ​‍‌‍‍‌‌‍‌ ‌‍‍‌‌‍ ‍​‍​‍​ ‍‍​‍​‍‌ ​ ‌‍​‌‌‍ ‍‌‍‍‌‌ ‌​‌ ‍‌​‍ ‍‌‍‍‌‌‍ ​‍​‍​‍ ​​‍​‍‌‍‍​‌ ​‍‌‍‌‌‌‍‌‍​‍​‍​ ‍‍​‍​‍‌‍‍​‌ ‌​‌ ‌​‌ ​​​ ‍‍​‍ ​‍ ‌‍ ​‌‍ ‌‍​ ‌‍​‌‌‍ ​‌‍‍​‌‍ ‌ ​ ‌ ‌​​ ‍‍​ ​ ​ ​ ​ ​ ​ ​ ​‍ ‌‍‍‌‌‍ ‍‌ ‌​‌‍‌‌‌‍ ‍‌ ‌​​‍ ‌‍‌‌‌‍‌​‌‍‍‌‌ ‌​​‍ ‌‍ ‌‌‍ ‌‍‌​‌‍‌‌​ ‌‌ ​​‌ ​‍‌‍‌‌‌ ​ ‌‍‌‌‌‍ ‍‌ ‌​‌‍​‌‌ ‌​‌‍‍‌‌‍ ‌‍ ‍​ ‍ ‌‍‍‌‌‍‌​​ ‌​ ‌ ​ ‌‍​ ‍‌​ ​​​ ​ ‌‍​‍​ ​‍​ ‍‌​‍ ‌​ ‌‍​ ​‌‌‍​ ‌‍‌​​‍ ‌​ ‌​​ ‍‌​ ‍‌‌‍‌‍​‍ ‌‌‍​‍​ ‍​‌‍​ ​ ‍‌​‍ ‌​ ​​​ ​​​ ‍‌​ ​‍‌‍​ ‌‍‌​‌‍‌​​ ​‍​ ​​​ ​‍​ ​‍​ ‌ ​ ‍ ‌ ‌​‌ ‍‌‌ ​​‌‍‌‌​ ‌‌ ​‍‌‍‌‌‌ ​ ‌‍ ‌ ‌‌‌ ​‍‌‍​ ‌‍‌‌​ ‍ ‌ ​​‌‍​‌‌ ‌​‌‍‍​​ ‌‌ ​ ‌‍‌‌‌‍​ ‌ ‌​‌‍‍‌‌‍ ‌‍ ‍‌ ​ ​‍‌‌​ ‌‌‌​​‍‌‌ ‌‍‍ ‌‍‌‌‌ ‍‌​‍‌‌​ ​ ‌​‌​​‍‌‌​ ​ ‌​‌​​‍‌‌​ ​‍​ ​‍​ ‌‌​ ​ ‌‍​ ‌‍‌​​ ‌‍​ ​‌​ ‌‌​ ​‌‌‍​‌‌‍​‌‌‍‌‌‌‍​ ​‍‌‌​ ​‍​ ​‍​‍‌‌​ ‌‌‌​‌​​‍ ‍‌‍​ ‌‍ ‌‍ ‍‌ ‌​‌‍‌‌‌‍ ‍‌ ‌​​‍‌‌​ ‌‌‌​​‍‌‌ ‌‍‍ ‌‍‌‌‌ ‍‌​‍‌‌​ ​ ‌​‌​​‍‌‌​ ​ ‌​‌​​‍‌‌​ ​‍​ ​‍‌‍‌​​ ‍​​ ‌​​ ​‍​ ​​‌‍‌‍​ ‌ ‌‍‌‍​ ​​​ ‌ ​ ​‌‌‍‌‍​‍‌‌​ ​‍​ ​‍​‍‌‌​ ‌‌‌​‌​​‍ ‍‌‍​ ‌‍‍​‌‍‍‌‌‍ ​‌‍‌​‌ ​‍‌‍‌‌‌‍ ‍​‍‌‌​ ‌‌‌​​‍‌‌ ‌‍‍ ‌‍‌‌‌ ‍‌​‍‌‌​ ​ ‌​‌​​‍‌‌​ ​ ‌​‌​​‍‌‌​ ​‍​ ​‍​ ‌ ‌‍​‍​ ​​‌‍‌‍​ ​​​ ‌‍​ ​‌​ ‍​​ ​‍‌‍‌​‌‍​‍​ ​ ​‍‌‌​ ​‍​ ​‍​‍‌‌​ ‌‌‌​‌​​‍ ‍‌ ‌​‌‍‌‌‌ ‍​‌ ‌​​ ‌‍​‍‌‍​‌‌ ​ ‌‍‌‌‌‌‌‌‌ ​‍‌‍ ​​ ‌‌‍‍​‌ ‌​‌ ‌​‌ ​​​‍‌‌​ ​ ‌​​‌​‍‌‌​ ​‍‌​‌‍​‍‌‌​ ​‍‌​‌‍‌‍ ​‌‍ ‌‍​ ‌‍​‌‌‍ ​‌‍‍​‌‍ ‌ ​ ‌ ‌​​‍‌‌​ ​ ‌​​‌​ ​ ​ ​ ​ ​ ​ ​ ​‍‌‍‌‍‍‌‌‍‌​​ ‌​ ‌ ​ ‌‍​ ‍‌​ ​​​ ​ ‌‍​‍​ ​‍​ ‍‌​‍ ‌​ ‌‍​ ​‌‌‍​ ‌‍‌​​‍ ‌​ ‌​​ ‍‌​ ‍‌‌‍‌‍​‍ ‌‌‍​‍​ ‍​‌‍​ ​ ‍‌​‍ ‌​ ​​​ ​​​ ‍‌​ ​‍‌‍​ ‌‍‌​‌‍‌​​ ​‍​ ​​​ ​‍​ ​‍​ ‌ ​‍‌‍‌ ‌​‌ ‍‌‌ ​​‌‍‌‌​ ‌‌ ​‍‌‍‌‌‌ ​ ‌‍ ‌ ‌‌‌ ​‍‌‍​ ‌‍‌‌​‍‌‍‌ ​​‌‍​‌‌ ‌​‌‍‍​​ ‌‌ ​ ‌‍‌‌‌‍​ ‌ ‌​‌‍‍‌‌‍ ‌‍ ‍‌ ​ ​‍‌‌​ ‌‌‌​​‍‌‌ ‌‍‍ ‌‍‌‌‌ ‍‌​‍‌‌​ ​ ‌​‌​​‍‌‌​ ​ ‌​‌​​‍‌‌​ ​‍​ ​‍​ ‌‌​ ​ ‌‍​ ‌‍‌​​ ‌‍​ ​‌​ ‌‌​ ​‌‌‍​‌‌‍​‌‌‍‌‌‌‍​ ​‍‌‌​ ​‍​ ​‍​‍‌‌​ ‌‌‌​‌​​‍ ‍‌‍​ ‌‍ ‌‍ ‍‌ ‌​‌‍‌‌‌‍ ‍‌ ‌​​‍‌‌​ ‌‌‌​​‍‌‌ ‌‍‍ ‌‍‌‌‌ ‍‌​‍‌‌​ ​ ‌​‌​​‍‌‌​ ​ ‌​‌​​‍‌‌​ ​‍​ ​‍‌‍‌​​ ‍​​ ‌​​ ​‍​ ​​‌‍‌‍​ ‌ ‌‍‌‍​ ​​​ ‌ ​ ​‌‌‍‌‍​‍‌‌​ ​‍​ ​‍​‍‌‌​ ‌‌‌​‌​​‍ ‍‌‍​ ‌‍‍​‌‍‍‌‌‍ ​‌‍‌​‌ ​‍‌‍‌‌‌‍ ‍​‍‌‌​ ‌‌‌​​‍‌‌ ‌‍‍ ‌‍‌‌‌ ‍‌​‍‌‌​ ​ ‌​‌​​‍‌‌​ ​ ‌​‌​​‍‌‌​ ​‍​ ​‍​ ‌ ‌‍​‍​ ​​‌‍‌‍​ ​​​ ‌‍​ ​‌​ ‍​​ ​‍‌‍‌​‌‍​‍​ ​ ​‍‌‌​ ​‍​ ​‍​‍‌‌​ ‌‌‌​‌​​‍ ‍‌ ‌​‌‍‌‌‌ ‍​‌ ‌​​‍‌‍‌ ​​‌‍‌‌‌ ​‍‌ ​ ‌ ​​‌‍‌‌‌‍​ ‌ ‌​‌‍‍‌‌ ‌‍‌‍‌‌​ ‌‌ ​​‌ ‌‌‌‍​‍‌‍ ​‌‍‍‌‌ ​ ‌‍‍​‌‍‌‌‌‍‌​​‍​‍‌ ‌​​​​‌ ‍ ​‍​‍‌‍ ‌ ​‍‌‍‍‌‌‍‌ ‌‍‍‌‌‍ ‍​‍​‍​ ‍‍​‍​‍‌ ​ ‌‍​‌‌‍ ‍‌‍‍‌‌ ‌​‌ ‍‌​‍ ‍‌‍‍‌‌‍ ​‍​‍​‍ ​​‍​‍‌‍‍​‌ ​‍‌‍‌‌‌‍‌‍​‍​‍​ ‍‍​‍​‍‌‍‍​‌ ‌​‌ ‌​‌ ​​​ ‍‍​‍ ​‍ ‌‍ ​‌‍ ‌‍​ ‌‍​‌‌‍ ​‌‍‍​‌‍ ‌ ​ ‌ ‌​​ ‍‍​ ​ ​ ​ ​ ​ ​ ​ ​‍ ‌‍‍‌‌‍ ‍‌ ‌​‌‍‌‌‌‍ ‍‌ ‌​​‍ ‌‍‌‌‌‍‌​‌‍‍‌‌ ‌​​‍ ‌‍ ‌‌‍ ‌‍‌​‌‍‌‌​ ‌‌ ​​‌ ​‍‌‍‌‌‌ ​ ‌‍‌‌‌‍ ‍‌ ‌​‌‍​‌‌ ‌​‌‍‍‌‌‍ ‌‍ ‍​ ‍ ‌‍‍‌‌‍‌​​ ‌​ ‌​‌‍​ ​ ​‍​ ‌‍​ ‌‍​ ​‍‌‍​ ​ ‍​​‍ ‌​ ‍​​ ​‍​ ‍​​ ​ ​‍ ‌​ ‌​​ ‌​‌‍​ ​ ​‌​‍ ‌‌‍​‍​ ​​​ ‌ ‌‍‌‍​‍ ‌‌‍​‍‌‍​‍​ ‌​​ ‌​​ ​‍‌‍‌​​ ‌​‌‍​ ​ ‌‍​ ​‌​ ‍‌​ ‍​​ ‍ ‌ ‌​‌ ‍‌‌ ​​‌‍‌‌​ ‌‌ ​‍‌‍‌‌‌ ​ ‌‍ ‌ ‌‌‌ ​‍‌‍​ ‌‍‌‌​ ‍ ‌ ​​‌‍​‌‌ ‌​‌‍‍​​ ‌‌ ​ ‌‍‌‌‌‍​ ‌ ‌​‌‍‍‌‌‍ ‌‍ ‍‌ ​ ​‍‌‌​ ‌‌‌​​‍‌‌ ‌‍‍ ‌‍‌‌‌ ‍‌​‍‌‌​ ​ ‌​‌​​‍‌‌​ ​ ‌​‌​​‍‌‌​ ​‍​ ​‍​ ​‍​ ​‌​ ‌ ​ ​‍‌‍‌​​ ‌​​ ​‌‌‍​‍​ ​ ‌‍​‌‌‍‌‍‌‍‌‌​‍‌‌​ ​‍​ ​‍​‍‌‌​ ‌‌‌​‌​​‍ ‍‌‍​ ‌‍ ‌‍ ‍‌ ‌​‌‍‌‌‌‍ ‍‌ ‌​​‍‌‌​ ‌‌‌​​‍‌‌ ‌‍‍ ‌‍‌‌‌ ‍‌​‍‌‌​ ​ ‌​‌​​‍‌‌​ ​ ‌​‌​​‍‌‌​ ​‍​ ​‍​ ‍​​ ‍‌​ ‌ ‌‍‌‌​ ​‌‌‍‌​​ ​ ‌‍‌​‌‍​ ​ ‌ ‌‍​‍​ ‍​​‍‌‌​ ​‍​ ​‍​‍‌‌​ ‌‌‌​‌​​‍ ‍‌‍‍‌‌ ‌​‌‍‌‌‌‍ ‌‌ ​ ​‍‌‌​ ‌‌‌​​‍‌‌ ‌‍‍ ‌‍‌‌‌ ‍‌​‍‌‌​ ​ ‌​‌​​‍‌‌​ ​ ‌​‌​​‍‌‌​ ​‍​ ​‍​ ‌‌​ ‌​​ ‍​​ ​‍​ ‍​‌‍​‍‌‍‌​‌‍‌​​ ‍​​ ‌‍​ ‍​​ ​ ​‍‌‌​ ​‍​ ​‍​‍‌‌​ ‌‌‌​‌​​‍ ‍‌‍‍​‌‍‌‌‌‍​‌‌‍‌​‌‍‍‌‌‍ ‍‌‍‌ ​ ‌‍​‍‌‍​‌‌ ​ ‌‍‌‌‌‌‌‌‌ ​‍‌‍ ​​ ‌‌‍‍​‌ ‌​‌ ‌​‌ ​​​‍‌‌​ ​ ‌​​‌​‍‌‌​ ​‍‌​‌‍​‍‌‌​ ​‍‌​‌‍‌‍ ​‌‍ ‌‍​ ‌‍​‌‌‍ ​‌‍‍​‌‍ ‌ ​ ‌ ‌​​‍‌‌​ ​ ‌​​‌​ ​ ​ ​ ​ ​ ​ ​ ​‍‌‍‌‍‍‌‌‍‌​​ ‌​ ‌​‌‍​ ​ ​‍​ ‌‍​ ‌‍​ ​‍‌‍​ ​ ‍​​‍ ‌​ ‍​​ ​‍​ ‍​​ ​ ​‍ ‌​ ‌​​ ‌​‌‍​ ​ ​‌​‍ ‌‌‍​‍​ ​​​ ‌ ‌‍‌‍​‍ ‌‌‍​‍‌‍​‍​ ‌​​ ‌​​ ​‍‌‍‌​​ ‌​‌‍​ ​ ‌‍​ ​‌​ ‍‌​ ‍​​‍‌‍‌ ‌​‌ ‍‌‌ ​​‌‍‌‌​ ‌‌ ​‍‌‍‌‌‌ ​ ‌‍ ‌ ‌‌‌ ​‍‌‍​ ‌‍‌‌​‍‌‍‌ ​​‌‍​‌‌ ‌​‌‍‍​​ ‌‌ ​ ‌‍‌‌‌‍​ ‌ ‌​‌‍‍‌‌‍ ‌‍ ‍‌ ​ ​‍‌‌​ ‌‌‌​​‍‌‌ ‌‍‍ ‌‍‌‌‌ ‍‌​‍‌‌​ ​ ‌​‌​​‍‌‌​ ​ ‌​‌​​‍‌‌​ ​‍​ ​‍​ ​‍​ ​‌​ ‌ ​ ​‍‌‍‌​​ ‌​​ ​‌‌‍​‍​ ​ ‌‍​‌‌‍‌‍‌‍‌‌​‍‌‌​ ​‍​ ​‍​‍‌‌​ ‌‌‌​‌​​‍ ‍‌‍​ ‌‍ ‌‍ ‍‌ ‌​‌‍‌‌‌‍ ‍‌ ‌​​‍‌‌​ ‌‌‌​​‍‌‌ ‌‍‍ ‌‍‌‌‌ ‍‌​‍‌‌​ ​ ‌​‌​​‍‌‌​ ​ ‌​‌​​‍‌‌​ ​‍​ ​‍​ ‍​​ ‍‌​ ‌ ‌‍‌‌​ ​‌‌‍‌​​ ​ ‌‍‌​‌‍​ ​ ‌ ‌‍​‍​ ‍​​‍‌‌​ ​‍​ ​‍​‍‌‌​ ‌‌‌​‌​​‍ ‍‌‍‍‌‌ ‌​‌‍‌‌‌‍ ‌‌ ​ ​‍‌‌​ ‌‌‌​​‍‌‌ ‌‍‍ ‌‍‌‌‌ ‍‌​‍‌‌​ ​ ‌​‌​​‍‌‌​ ​ ‌​‌​​‍‌‌​ ​‍​ ​‍​ ‌‌​ ‌​​ ‍​​ ​‍​ ‍​‌‍​‍‌‍‌​‌‍‌​​ ‍​​ ‌‍​ ‍​​ ​ ​‍‌‌​ ​‍​ ​‍​‍‌‌​ ‌‌‌​‌​​‍ ‍‌‍‍​‌‍‌‌‌‍​‌‌‍‌​‌‍‍‌‌‍ ‍‌‍‌ ​‍‌‍‌ ​​‌‍‌‌‌ ​‍‌ ​ ‌ ​​‌‍‌‌‌‍​ ‌ ‌​‌‍‍‌‌ ‌‍‌‍‌‌​ ‌‌ ​​‌ ‌‌‌‍​‍‌‍ ​‌‍‍‌‌ ​ ‌‍‍​‌‍‌‌‌‍‌​​‍​‍‌ ‌
Rockland Electric Company​​​​‌ ‍ ​‍​‍‌‍ ‌ ​‍‌‍‍‌‌‍‌ ‌‍‍‌‌‍ ‍​‍​‍​ ‍‍​‍​‍‌ ​ ‌‍​‌‌‍ ‍‌‍‍‌‌ ‌​‌ ‍‌​‍ ‍‌‍‍‌‌‍ ​‍​‍​‍ ​​‍​‍‌‍‍​‌ ​‍‌‍‌‌‌‍‌‍​‍​‍​ ‍‍​‍​‍‌‍‍​‌ ‌​‌ ‌​‌ ​​​ ‍‍​‍ ​‍ ‌‍ ​‌‍ ‌‍​ ‌‍​‌‌‍ ​‌‍‍​‌‍ ‌ ​ ‌ ‌​​ ‍‍​ ​ ​ ​ ​ ​ ​ ​ ​‍ ‌‍‍‌‌‍ ‍‌ ‌​‌‍‌‌‌‍ ‍‌ ‌​​‍ ‌‍‌‌‌‍‌​‌‍‍‌‌ ‌​​‍ ‌‍ ‌‌‍ ‌‍‌​‌‍‌‌​ ‌‌ ​​‌ ​‍‌‍‌‌‌ ​ ‌‍‌‌‌‍ ‍‌ ‌​‌‍​‌‌ ‌​‌‍‍‌‌‍ ‌‍ ‍​ ‍ ‌‍‍‌‌‍‌​​ ‌​ ‌​‌‍​ ​ ​‍​ ‌‍​ ‌‍​ ​‍‌‍​ ​ ‍​​‍ ‌​ ‍​​ ​‍​ ‍​​ ​ ​‍ ‌​ ‌​​ ‌​‌‍​ ​ ​‌​‍ ‌‌‍​‍​ ​​​ ‌ ‌‍‌‍​‍ ‌‌‍​‍‌‍​‍​ ‌​​ ‌​​ ​‍‌‍‌​​ ‌​‌‍​ ​ ‌‍​ ​‌​ ‍‌​ ‍​​ ‍ ‌ ‌​‌ ‍‌‌ ​​‌‍‌‌​ ‌‌ ​‍‌‍‌‌‌ ​ ‌‍ ‌ ‌‌‌ ​‍‌‍​ ‌‍‌‌​ ‍ ‌ ​​‌‍​‌‌ ‌​‌‍‍​​ ‌‌ ​ ‌‍‌‌‌‍​ ‌ ‌​‌‍‍‌‌‍ ‌‍ ‍‌ ​ ​‍‌‌​ ‌‌‌​​‍‌‌ ‌‍‍ ‌‍‌‌‌ ‍‌​‍‌‌​ ​ ‌​‌​​‍‌‌​ ​ ‌​‌​​‍‌‌​ ​‍​ ​‍​ ​‍​ ​‌​ ‌ ​ ​‍‌‍‌​​ ‌​​ ​‌‌‍​‍​ ​ ‌‍​‌‌‍‌‍‌‍‌‌​‍‌‌​ ​‍​ ​‍​‍‌‌​ ‌‌‌​‌​​‍ ‍‌‍​ ‌‍ ‌‍ ‍‌ ‌​‌‍‌‌‌‍ ‍‌ ‌​​‍‌‌​ ‌‌‌​​‍‌‌ ‌‍‍ ‌‍‌‌‌ ‍‌​‍‌‌​ ​ ‌​‌​​‍‌‌​ ​ ‌​‌​​‍‌‌​ ​‍​ ​‍​ ‍​​ ‍‌​ ‌ ‌‍‌‌​ ​‌‌‍‌​​ ​ ‌‍‌​‌‍​ ​ ‌ ‌‍​‍​ ‍​​‍‌‌​ ​‍​ ​‍​‍‌‌​ ‌‌‌​‌​​‍ ‍‌‍‍‌‌ ‌​‌‍‌‌‌‍ ‌‌ ​ ​‍‌‌​ ‌‌‌​​‍‌‌ ‌‍‍ ‌‍‌‌‌ ‍‌​‍‌‌​ ​ ‌​‌​​‍‌‌​ ​ ‌​‌​​‍‌‌​ ​‍​ ​‍‌‍​ ​ ‌‍​ ‌ ‌‍​ ​ ‌​​ ​‍​ ‍‌​ ​‌​ ‌‌​ ​​​ ‌‍​ ​​​‍‌‌​ ​‍​ ​‍​‍‌‌​ ‌‌‌​‌​​‍ ‍‌‍‍​‌‍‌‌‌‍​‌‌‍‌​‌‍‍‌‌‍ ‍‌‍‌ ​ ‌‍​‍‌‍​‌‌ ​ ‌‍‌‌‌‌‌‌‌ ​‍‌‍ ​​ ‌‌‍‍​‌ ‌​‌ ‌​‌ ​​​‍‌‌​ ​ ‌​​‌​‍‌‌​ ​‍‌​‌‍​‍‌‌​ ​‍‌​‌‍‌‍ ​‌‍ ‌‍​ ‌‍​‌‌‍ ​‌‍‍​‌‍ ‌ ​ ‌ ‌​​‍‌‌​ ​ ‌​​‌​ ​ ​ ​ ​ ​ ​ ​ ​‍‌‍‌‍‍‌‌‍‌​​ ‌​ ‌​‌‍​ ​ ​‍​ ‌‍​ ‌‍​ ​‍‌‍​ ​ ‍​​‍ ‌​ ‍​​ ​‍​ ‍​​ ​ ​‍ ‌​ ‌​​ ‌​‌‍​ ​ ​‌​‍ ‌‌‍​‍​ ​​​ ‌ ‌‍‌‍​‍ ‌‌‍​‍‌‍​‍​ ‌​​ ‌​​ ​‍‌‍‌​​ ‌​‌‍​ ​ ‌‍​ ​‌​ ‍‌​ ‍​​‍‌‍‌ ‌​‌ ‍‌‌ ​​‌‍‌‌​ ‌‌ ​‍‌‍‌‌‌ ​ ‌‍ ‌ ‌‌‌ ​‍‌‍​ ‌‍‌‌​‍‌‍‌ ​​‌‍​‌‌ ‌​‌‍‍​​ ‌‌ ​ ‌‍‌‌‌‍​ ‌ ‌​‌‍‍‌‌‍ ‌‍ ‍‌ ​ ​‍‌‌​ ‌‌‌​​‍‌‌ ‌‍‍ ‌‍‌‌‌ ‍‌​‍‌‌​ ​ ‌​‌​​‍‌‌​ ​ ‌​‌​​‍‌‌​ ​‍​ ​‍​ ​‍​ ​‌​ ‌ ​ ​‍‌‍‌​​ ‌​​ ​‌‌‍​‍​ ​ ‌‍​‌‌‍‌‍‌‍‌‌​‍‌‌​ ​‍​ ​‍​‍‌‌​ ‌‌‌​‌​​‍ ‍‌‍​ ‌‍ ‌‍ ‍‌ ‌​‌‍‌‌‌‍ ‍‌ ‌​​‍‌‌​ ‌‌‌​​‍‌‌ ‌‍‍ ‌‍‌‌‌ ‍‌​‍‌‌​ ​ ‌​‌​​‍‌‌​ ​ ‌​‌​​‍‌‌​ ​‍​ ​‍​ ‍​​ ‍‌​ ‌ ‌‍‌‌​ ​‌‌‍‌​​ ​ ‌‍‌​‌‍​ ​ ‌ ‌‍​‍​ ‍​​‍‌‌​ ​‍​ ​‍​‍‌‌​ ‌‌‌​‌​​‍ ‍‌‍‍‌‌ ‌​‌‍‌‌‌‍ ‌‌ ​ ​‍‌‌​ ‌‌‌​​‍‌‌ ‌‍‍ ‌‍‌‌‌ ‍‌​‍‌‌​ ​ ‌​‌​​‍‌‌​ ​ ‌​‌​​‍‌‌​ ​‍​ ​‍‌‍​ ​ ‌‍​ ‌ ‌‍​ ​ ‌​​ ​‍​ ‍‌​ ​‌​ ‌‌​ ​​​ ‌‍​ ​​​‍‌‌​ ​‍​ ​‍​‍‌‌​ ‌‌‌​‌​​‍ ‍‌‍‍​‌‍‌‌‌‍​‌‌‍‌​‌‍‍‌‌‍ ‍‌‍‌ ​‍‌‍‌ ​​‌‍‌‌‌ ​‍‌ ​ ‌ ​​‌‍‌‌‌‍​ ‌ ‌​‌‍‍‌‌ ‌‍‌‍‌‌​ ‌‌ ​​‌ ‌‌‌‍​‍‌‍ ​‌‍‍‌‌ ​ ‌‍‍​‌‍‌‌‌‍‌​​‍​‍‌ ‌
New Jersey Board of Public Utilities​​​​‌ ‍ ​‍​‍‌‍ ‌ ​‍‌‍‍‌‌‍‌ ‌‍‍‌‌‍ ‍​‍​‍​ ‍‍​‍​‍‌ ​ ‌‍​‌‌‍ ‍‌‍‍‌‌ ‌​‌ ‍‌​‍ ‍‌‍‍‌‌‍ ​‍​‍​‍ ​​‍​‍‌‍‍​‌ ​‍‌‍‌‌‌‍‌‍​‍​‍​ ‍‍​‍​‍‌‍‍​‌ ‌​‌ ‌​‌ ​​​ ‍‍​‍ ​‍ ‌‍ ​‌‍ ‌‍​ ‌‍​‌‌‍ ​‌‍‍​‌‍ ‌ ​ ‌ ‌​​ ‍‍​ ​ ​ ​ ​ ​ ​ ​ ​‍ ‌‍‍‌‌‍ ‍‌ ‌​‌‍‌‌‌‍ ‍‌ ‌​​‍ ‌‍‌‌‌‍‌​‌‍‍‌‌ ‌​​‍ ‌‍ ‌‌‍ ‌‍‌​‌‍‌‌​ ‌‌ ​​‌ ​‍‌‍‌‌‌ ​ ‌‍‌‌‌‍ ‍‌ ‌​‌‍​‌‌ ‌​‌‍‍‌‌‍ ‌‍ ‍​ ‍ ‌‍‍‌‌‍‌​​ ‌​ ‌​‌‍​ ​ ​‍​ ‌‍​ ‌‍​ ​‍‌‍​ ​ ‍​​‍ ‌​ ‍​​ ​‍​ ‍​​ ​ ​‍ ‌​ ‌​​ ‌​‌‍​ ​ ​‌​‍ ‌‌‍​‍​ ​​​ ‌ ‌‍‌‍​‍ ‌‌‍​‍‌‍​‍​ ‌​​ ‌​​ ​‍‌‍‌​​ ‌​‌‍​ ​ ‌‍​ ​‌​ ‍‌​ ‍​​ ‍ ‌ ‌​‌ ‍‌‌ ​​‌‍‌‌​ ‌‌ ​‍‌‍‌‌‌ ​ ‌‍ ‌ ‌‌‌ ​‍‌‍​ ‌‍‌‌​ ‍ ‌ ​​‌‍​‌‌ ‌​‌‍‍​​ ‌‌ ​ ‌‍‌‌‌‍​ ‌ ‌​‌‍‍‌‌‍ ‌‍ ‍‌ ​ ​‍‌‌​ ‌‌‌​​‍‌‌ ‌‍‍ ‌‍‌‌‌ ‍‌​‍‌‌​ ​ ‌​‌​​‍‌‌​ ​ ‌​‌​​‍‌‌​ ​‍​ ​‍​ ​‍​ ​‌​ ‌ ​ ​‍‌‍‌​​ ‌​​ ​‌‌‍​‍​ ​ ‌‍​‌‌‍‌‍‌‍‌‌​‍‌‌​ ​‍​ ​‍​‍‌‌​ ‌‌‌​‌​​‍ ‍‌‍​ ‌‍ ‌‍ ‍‌ ‌​‌‍‌‌‌‍ ‍‌ ‌​​‍‌‌​ ‌‌‌​​‍‌‌ ‌‍‍ ‌‍‌‌‌ ‍‌​‍‌‌​ ​ ‌​‌​​‍‌‌​ ​ ‌​‌​​‍‌‌​ ​‍​ ​‍​ ‍​​ ‍‌​ ‌ ‌‍‌‌​ ​‌‌‍‌​​ ​ ‌‍‌​‌‍​ ​ ‌ ‌‍​‍​ ‍​​‍‌‌​ ​‍​ ​‍​‍‌‌​ ‌‌‌​‌​​‍ ‍‌‍‍‌‌ ‌​‌‍‌‌‌‍ ‌‌ ​ ​‍‌‌​ ‌‌‌​​‍‌‌ ‌‍‍ ‌‍‌‌‌ ‍‌​‍‌‌​ ​ ‌​‌​​‍‌‌​ ​ ‌​‌​​‍‌‌​ ​‍​ ​‍​ ​‍​ ‌ ​ ​​​ ‍​‌‍​‍​ ‍‌​ ​‌‌‍​ ‌‍‌​‌‍‌​‌‍‌‌​ ‍‌​‍‌‌​ ​‍​ ​‍​‍‌‌​ ‌‌‌​‌​​‍ ‍‌‍‍​‌‍‌‌‌‍​‌‌‍‌​‌‍‍‌‌‍ ‍‌‍‌ ​ ‌‍​‍‌‍​‌‌ ​ ‌‍‌‌‌‌‌‌‌ ​‍‌‍ ​​ ‌‌‍‍​‌ ‌​‌ ‌​‌ ​​​‍‌‌​ ​ ‌​​‌​‍‌‌​ ​‍‌​‌‍​‍‌‌​ ​‍‌​‌‍‌‍ ​‌‍ ‌‍​ ‌‍​‌‌‍ ​‌‍‍​‌‍ ‌ ​ ‌ ‌​​‍‌‌​ ​ ‌​​‌​ ​ ​ ​ ​ ​ ​ ​ ​‍‌‍‌‍‍‌‌‍‌​​ ‌​ ‌​‌‍​ ​ ​‍​ ‌‍​ ‌‍​ ​‍‌‍​ ​ ‍​​‍ ‌​ ‍​​ ​‍​ ‍​​ ​ ​‍ ‌​ ‌​​ ‌​‌‍​ ​ ​‌​‍ ‌‌‍​‍​ ​​​ ‌ ‌‍‌‍​‍ ‌‌‍​‍‌‍​‍​ ‌​​ ‌​​ ​‍‌‍‌​​ ‌​‌‍​ ​ ‌‍​ ​‌​ ‍‌​ ‍​​‍‌‍‌ ‌​‌ ‍‌‌ ​​‌‍‌‌​ ‌‌ ​‍‌‍‌‌‌ ​ ‌‍ ‌ ‌‌‌ ​‍‌‍​ ‌‍‌‌​‍‌‍‌ ​​‌‍​‌‌ ‌​‌‍‍​​ ‌‌ ​ ‌‍‌‌‌‍​ ‌ ‌​‌‍‍‌‌‍ ‌‍ ‍‌ ​ ​‍‌‌​ ‌‌‌​​‍‌‌ ‌‍‍ ‌‍‌‌‌ ‍‌​‍‌‌​ ​ ‌​‌​​‍‌‌​ ​ ‌​‌​​‍‌‌​ ​‍​ ​‍​ ​‍​ ​‌​ ‌ ​ ​‍‌‍‌​​ ‌​​ ​‌‌‍​‍​ ​ ‌‍​‌‌‍‌‍‌‍‌‌​‍‌‌​ ​‍​ ​‍​‍‌‌​ ‌‌‌​‌​​‍ ‍‌‍​ ‌‍ ‌‍ ‍‌ ‌​‌‍‌‌‌‍ ‍‌ ‌​​‍‌‌​ ‌‌‌​​‍‌‌ ‌‍‍ ‌‍‌‌‌ ‍‌​‍‌‌​ ​ ‌​‌​​‍‌‌​ ​ ‌​‌​​‍‌‌​ ​‍​ ​‍​ ‍​​ ‍‌​ ‌ ‌‍‌‌​ ​‌‌‍‌​​ ​ ‌‍‌​‌‍​ ​ ‌ ‌‍​‍​ ‍​​‍‌‌​ ​‍​ ​‍​‍‌‌​ ‌‌‌​‌​​‍ ‍‌‍‍‌‌ ‌​‌‍‌‌‌‍ ‌‌ ​ ​‍‌‌​ ‌‌‌​​‍‌‌ ‌‍‍ ‌‍‌‌‌ ‍‌​‍‌‌​ ​ ‌​‌​​‍‌‌​ ​ ‌​‌​​‍‌‌​ ​‍​ ​‍​ ​‍​ ‌ ​ ​​​ ‍​‌‍​‍​ ‍‌​ ​‌‌‍​ ‌‍‌​‌‍‌​‌‍‌‌​ ‍‌​‍‌‌​ ​‍​ ​‍​‍‌‌​ ‌‌‌​‌​​‍ ‍‌‍‍​‌‍‌‌‌‍​‌‌‍‌​‌‍‍‌‌‍ ‍‌‍‌ ​‍‌‍‌ ​​‌‍‌‌‌ ​‍‌ ​ ‌ ​​‌‍‌‌‌‍​ ‌ ‌​‌‍‍‌‌ ‌‍‌‍‌‌​ ‌‌ ​​‌ ‌‌‌‍​‍‌‍ ​‌‍‍‌‌ ​ ‌‍‍​‌‍‌‌‌‍‌​​‍​‍‌ ‌
Net Metering and Interconnection Rules & References​​​​‌ ‍ ​‍​‍‌‍ ‌ ​‍‌‍‍‌‌‍‌ ‌‍‍‌‌‍ ‍​‍​‍​ ‍‍​‍​‍‌ ​ ‌‍​‌‌‍ ‍‌‍‍‌‌ ‌​‌ ‍‌​‍ ‍‌‍‍‌‌‍ ​‍​‍​‍ ​​‍​‍‌‍‍​‌ ​‍‌‍‌‌‌‍‌‍​‍​‍​ ‍‍​‍​‍‌‍‍​‌ ‌​‌ ‌​‌ ​​​ ‍‍​‍ ​‍ ‌‍ ​‌‍ ‌‍​ ‌‍​‌‌‍ ​‌‍‍​‌‍ ‌ ​ ‌ ‌​​ ‍‍​ ​ ​ ​ ​ ​ ​ ​ ​‍ ‌‍‍‌‌‍ ‍‌ ‌​‌‍‌‌‌‍ ‍‌ ‌​​‍ ‌‍‌‌‌‍‌​‌‍‍‌‌ ‌​​‍ ‌‍ ‌‌‍ ‌‍‌​‌‍‌‌​ ‌‌ ​​‌ ​‍‌‍‌‌‌ ​ ‌‍‌‌‌‍ ‍‌ ‌​‌‍​‌‌ ‌​‌‍‍‌‌‍ ‌‍ ‍​ ‍ ‌‍‍‌‌‍‌​​ ‌​ ‌​‌‍​ ​ ​‍​ ‌‍​ ‌‍​ ​‍‌‍​ ​ ‍​​‍ ‌​ ‍​​ ​‍​ ‍​​ ​ ​‍ ‌​ ‌​​ ‌​‌‍​ ​ ​‌​‍ ‌‌‍​‍​ ​​​ ‌ ‌‍‌‍​‍ ‌‌‍​‍‌‍​‍​ ‌​​ ‌​​ ​‍‌‍‌​​ ‌​‌‍​ ​ ‌‍​ ​‌​ ‍‌​ ‍​​ ‍ ‌ ‌​‌ ‍‌‌ ​​‌‍‌‌​ ‌‌ ​‍‌‍‌‌‌ ​ ‌‍ ‌ ‌‌‌ ​‍‌‍​ ‌‍‌‌​ ‍ ‌ ​​‌‍​‌‌ ‌​‌‍‍​​ ‌‌ ​ ‌‍‌‌‌‍​ ‌ ‌​‌‍‍‌‌‍ ‌‍ ‍‌ ​ ​‍‌‌​ ‌‌‌​​‍‌‌ ‌‍‍ ‌‍‌‌‌ ‍‌​‍‌‌​ ​ ‌​‌​​‍‌‌​ ​ ‌​‌​​‍‌‌​ ​‍​ ​‍‌‍​‌​ ‌‍​ ​‌​ ​​​ ‌​​ ​ ​ ​‌‌‍‌‌​ ​‍​ ‍‌‌‍‌‍​ ‌‍​‍‌‌​ ​‍​ ​‍​‍‌‌​ ‌‌‌​‌​​‍ ‍‌‍‍​‌‍‌‌‌‍​‌‌‍‌​‌‍‍‌‌‍ ‍‌‍‌ ​ ‌‍​‍‌‍​‌‌ ​ ‌‍‌‌‌‌‌‌‌ ​‍‌‍ ​​ ‌‌‍‍​‌ ‌​‌ ‌​‌ ​​​‍‌‌​ ​ ‌​​‌​‍‌‌​ ​‍‌​‌‍​‍‌‌​ ​‍‌​‌‍‌‍ ​‌‍ ‌‍​ ‌‍​‌‌‍ ​‌‍‍​‌‍ ‌ ​ ‌ ‌​​‍‌‌​ ​ ‌​​‌​ ​ ​ ​ ​ ​ ​ ​ ​‍‌‍‌‍‍‌‌‍‌​​ ‌​ ‌​‌‍​ ​ ​‍​ ‌‍​ ‌‍​ ​‍‌‍​ ​ ‍​​‍ ‌​ ‍​​ ​‍​ ‍​​ ​ ​‍ ‌​ ‌​​ ‌​‌‍​ ​ ​‌​‍ ‌‌‍​‍​ ​​​ ‌ ‌‍‌‍​‍ ‌‌‍​‍‌‍​‍​ ‌​​ ‌​​ ​‍‌‍‌​​ ‌​‌‍​ ​ ‌‍​ ​‌​ ‍‌​ ‍​​‍‌‍‌ ‌​‌ ‍‌‌ ​​‌‍‌‌​ ‌‌ ​‍‌‍‌‌‌ ​ ‌‍ ‌ ‌‌‌ ​‍‌‍​ ‌‍‌‌​‍‌‍‌ ​​‌‍​‌‌ ‌​‌‍‍​​ ‌‌ ​ ‌‍‌‌‌‍​ ‌ ‌​‌‍‍‌‌‍ ‌‍ ‍‌ ​ ​‍‌‌​ ‌‌‌​​‍‌‌ ‌‍‍ ‌‍‌‌‌ ‍‌​‍‌‌​ ​ ‌​‌​​‍‌‌​ ​ ‌​‌​​‍‌‌​ ​‍​ ​‍‌‍​‌​ ‌‍​ ​‌​ ​​​ ‌​​ ​ ​ ​‌‌‍‌‌​ ​‍​ ‍‌‌‍‌‍​ ‌‍​‍‌‌​ ​‍​ ​‍​‍‌‌​ ‌‌‌​‌​​‍ ‍‌‍‍​‌‍‌‌‌‍​‌‌‍‌​‌‍‍‌‌‍ ‍‌‍‌ ​‍‌‍‌ ​​‌‍‌‌‌ ​‍‌ ​ ‌ ​​‌‍‌‌‌‍​ ‌ ‌​‌‍‍‌‌ ‌‍‌‍‌‌​ ‌‌ ​​‌ ‌‌‌‍​‍‌‍ ​‌‍‍‌‌ ​ ‌‍‍​‌‍‌‌‌‍‌​​‍​‍‌ ‌
NJBPU Rules Page​​​​‌ ‍ ​‍​‍‌‍ ‌ ​‍‌‍‍‌‌‍‌ ‌‍‍‌‌‍ ‍​‍​‍​ ‍‍​‍​‍‌ ​ ‌‍​‌‌‍ ‍‌‍‍‌‌ ‌​‌ ‍‌​‍ ‍‌‍‍‌‌‍ ​‍​‍​‍ ​​‍​‍‌‍‍​‌ ​‍‌‍‌‌‌‍‌‍​‍​‍​ ‍‍​‍​‍‌‍‍​‌ ‌​‌ ‌​‌ ​​​ ‍‍​‍ ​‍ ‌‍ ​‌‍ ‌‍​ ‌‍​‌‌‍ ​‌‍‍​‌‍ ‌ ​ ‌ ‌​​ ‍‍​ ​ ​ ​ ​ ​ ​ ​ ​‍ ‌‍‍‌‌‍ ‍‌ ‌​‌‍‌‌‌‍ ‍‌ ‌​​‍ ‌‍‌‌‌‍‌​‌‍‍‌‌ ‌​​‍ ‌‍ ‌‌‍ ‌‍‌​‌‍‌‌​ ‌‌ ​​‌ ​‍‌‍‌‌‌ ​ ‌‍‌‌‌‍ ‍‌ ‌​‌‍​‌‌ ‌​‌‍‍‌‌‍ ‌‍ ‍​ ‍ ‌‍‍‌‌‍‌​​ ‌​ ‌​‌‍​ ​ ​‍​ ‌‍​ ‌‍​ ​‍‌‍​ ​ ‍​​‍ ‌​ ‍​​ ​‍​ ‍​​ ​ ​‍ ‌​ ‌​​ ‌​‌‍​ ​ ​‌​‍ ‌‌‍​‍​ ​​​ ‌ ‌‍‌‍​‍ ‌‌‍​‍‌‍​‍​ ‌​​ ‌​​ ​‍‌‍‌​​ ‌​‌‍​ ​ ‌‍​ ​‌​ ‍‌​ ‍​​ ‍ ‌ ‌​‌ ‍‌‌ ​​‌‍‌‌​ ‌‌ ​‍‌‍‌‌‌ ​ ‌‍ ‌ ‌‌‌ ​‍‌‍​ ‌‍‌‌​ ‍ ‌ ​​‌‍​‌‌ ‌​‌‍‍​​ ‌‌ ​ ‌‍‌‌‌‍​ ‌ ‌​‌‍‍‌‌‍ ‌‍ ‍‌ ​ ​‍‌‌​ ‌‌‌​​‍‌‌ ‌‍‍ ‌‍‌‌‌ ‍‌​‍‌‌​ ​ ‌​‌​​‍‌‌​ ​ ‌​‌​​‍‌‌​ ​‍​ ​‍‌‍​‌​ ‌‍​ ​‌​ ​​​ ‌​​ ​ ​ ​‌‌‍‌‌​ ​‍​ ‍‌‌‍‌‍​ ‌‍​‍‌‌​ ​‍​ ​‍​‍‌‌​ ‌‌‌​‌​​‍ ‍‌‍​ ‌‍ ‌‍ ‍‌ ‌​‌‍‌‌‌‍ ‍‌ ‌​​‍‌‌​ ‌‌‌​​‍‌‌ ‌‍‍ ‌‍‌‌‌ ‍‌​‍‌‌​ ​ ‌​‌​​‍‌‌​ ​ ‌​‌​​‍‌‌​ ​‍​ ​‍​ ‍‌​ ‌‍‌‍​ ‌‍​‍‌‍​‍‌‍‌‍​ ​‍​ ​‍​ ​​‌‍​ ​ ‍​​ ‍​​‍‌‌​ ​‍​ ​‍​‍‌‌​ ‌‌‌​‌​​‍ ‍‌ ‌​‌‍‌‌‌ ‍​‌ ‌​​ ‌‍​‍‌‍​‌‌ ​ ‌‍‌‌‌‌‌‌‌ ​‍‌‍ ​​ ‌‌‍‍​‌ ‌​‌ ‌​‌ ​​​‍‌‌​ ​ ‌​​‌​‍‌‌​ ​‍‌​‌‍​‍‌‌​ ​‍‌​‌‍‌‍ ​‌‍ ‌‍​ ‌‍​‌‌‍ ​‌‍‍​‌‍ ‌ ​ ‌ ‌​​‍‌‌​ ​ ‌​​‌​ ​ ​ ​ ​ ​ ​ ​ ​‍‌‍‌‍‍‌‌‍‌​​ ‌​ ‌​‌‍​ ​ ​‍​ ‌‍​ ‌‍​ ​‍‌‍​ ​ ‍​​‍ ‌​ ‍​​ ​‍​ ‍​​ ​ ​‍ ‌​ ‌​​ ‌​‌‍​ ​ ​‌​‍ ‌‌‍​‍​ ​​​ ‌ ‌‍‌‍​‍ ‌‌‍​‍‌‍​‍​ ‌​​ ‌​​ ​‍‌‍‌​​ ‌​‌‍​ ​ ‌‍​ ​‌​ ‍‌​ ‍​​‍‌‍‌ ‌​‌ ‍‌‌ ​​‌‍‌‌​ ‌‌ ​‍‌‍‌‌‌ ​ ‌‍ ‌ ‌‌‌ ​‍‌‍​ ‌‍‌‌​‍‌‍‌ ​​‌‍​‌‌ ‌​‌‍‍​​ ‌‌ ​ ‌‍‌‌‌‍​ ‌ ‌​‌‍‍‌‌‍ ‌‍ ‍‌ ​ ​‍‌‌​ ‌‌‌​​‍‌‌ ‌‍‍ ‌‍‌‌‌ ‍‌​‍‌‌​ ​ ‌​‌​​‍‌‌​ ​ ‌​‌​​‍‌‌​ ​‍​ ​‍‌‍​‌​ ‌‍​ ​‌​ ​​​ ‌​​ ​ ​ ​‌‌‍‌‌​ ​‍​ ‍‌‌‍‌‍​ ‌‍​‍‌‌​ ​‍​ ​‍​‍‌‌​ ‌‌‌​‌​​‍ ‍‌‍​ ‌‍ ‌‍ ‍‌ ‌​‌‍‌‌‌‍ ‍‌ ‌​​‍‌‌​ ‌‌‌​​‍‌‌ ‌‍‍ ‌‍‌‌‌ ‍‌​‍‌‌​ ​ ‌​‌​​‍‌‌​ ​ ‌​‌​​‍‌‌​ ​‍​ ​‍​ ‍‌​ ‌‍‌‍​ ‌‍​‍‌‍​‍‌‍‌‍​ ​‍​ ​‍​ ​​‌‍​ ​ ‍​​ ‍​​‍‌‌​ ​‍​ ​‍​‍‌‌​ ‌‌‌​‌​​‍ ‍‌ ‌​‌‍‌‌‌ ‍​‌ ‌​​‍‌‍‌ ​​‌‍‌‌‌ ​‍‌ ​ ‌ ​​‌‍‌‌‌‍​ ‌ ‌​‌‍‍‌‌ ‌‍‌‍‌‌​ ‌‌ ​​‌ ‌‌‌‍​‍‌‍ ​‌‍‍‌‌ ​ ‌‍‍​‌‍‌‌‌‍‌​​‍​‍‌ ‌
Related Resources​​​​‌ ‍ ​‍​‍‌‍ ‌ ​‍‌‍‍‌‌‍‌ ‌‍‍‌‌‍ ‍​‍​‍​ ‍‍​‍​‍‌ ​ ‌‍​‌‌‍ ‍‌‍‍‌‌ ‌​‌ ‍‌​‍ ‍‌‍‍‌‌‍ ​‍​‍​‍ ​​‍​‍‌‍‍​‌ ​‍‌‍‌‌‌‍‌‍​‍​‍​ ‍‍​‍​‍‌‍‍​‌ ‌​‌ ‌​‌ ​​​ ‍‍​‍ ​‍ ‌‍ ​‌‍ ‌‍​ ‌‍​‌‌‍ ​‌‍‍​‌‍ ‌ ​ ‌ ‌​​ ‍‍​ ​ ​ ​ ​ ​ ​ ​ ​‍ ‌‍‍‌‌‍ ‍‌ ‌​‌‍‌‌‌‍ ‍‌ ‌​​‍ ‌‍‌‌‌‍‌​‌‍‍‌‌ ‌​​‍ ‌‍ ‌‌‍ ‌‍‌​‌‍‌‌​ ‌‌ ​​‌ ​‍‌‍‌‌‌ ​ ‌‍‌‌‌‍ ‍‌ ‌​‌‍​‌‌ ‌​‌‍‍‌‌‍ ‌‍ ‍​ ‍ ‌‍‍‌‌‍‌​​ ‌​ ‌​‌‍​ ​ ​‍​ ‌‍​ ‌‍​ ​‍‌‍​ ​ ‍​​‍ ‌​ ‍​​ ​‍​ ‍​​ ​ ​‍ ‌​ ‌​​ ‌​‌‍​ ​ ​‌​‍ ‌‌‍​‍​ ​​​ ‌ ‌‍‌‍​‍ ‌‌‍​‍‌‍​‍​ ‌​​ ‌​​ ​‍‌‍‌​​ ‌​‌‍​ ​ ‌‍​ ​‌​ ‍‌​ ‍​​ ‍ ‌ ‌​‌ ‍‌‌ ​​‌‍‌‌​ ‌‌ ​‍‌‍‌‌‌ ​ ‌‍ ‌ ‌‌‌ ​‍‌‍​ ‌‍‌‌​ ‍ ‌ ​​‌‍​‌‌ ‌​‌‍‍​​ ‌‌ ​‍‌‍‌‌‌‍ ​‌‍​‌‌ ‌​‌‍‌‌‌‍‌​‌‌​‍‌‍‌‌‌ ​ ‌‍ ‌ ‌‌‌ ​‍‌‍​ ‌‍‌‌‌ ​ ​‍ ‍‌‍‍​‌‍‌‌‌‍​‌‌‍‌​‌‍‍‌‌‍ ‍‌‍‌ ​ ‌‍​‍‌‍​‌‌ ​ ‌‍‌‌‌‌‌‌‌ ​‍‌‍ ​​ ‌‌‍‍​‌ ‌​‌ ‌​‌ ​​​‍‌‌​ ​ ‌​​‌​‍‌‌​ ​‍‌​‌‍​‍‌‌​ ​‍‌​‌‍‌‍ ​‌‍ ‌‍​ ‌‍​‌‌‍ ​‌‍‍​‌‍ ‌ ​ ‌ ‌​​‍‌‌​ ​ ‌​​‌​ ​ ​ ​ ​ ​ ​ ​ ​‍‌‍‌‍‍‌‌‍‌​​ ‌​ ‌​‌‍​ ​ ​‍​ ‌‍​ ‌‍​ ​‍‌‍​ ​ ‍​​‍ ‌​ ‍​​ ​‍​ ‍​​ ​ ​‍ ‌​ ‌​​ ‌​‌‍​ ​ ​‌​‍ ‌‌‍​‍​ ​​​ ‌ ‌‍‌‍​‍ ‌‌‍​‍‌‍​‍​ ‌​​ ‌​​ ​‍‌‍‌​​ ‌​‌‍​ ​ ‌‍​ ​‌​ ‍‌​ ‍​​‍‌‍‌ ‌​‌ ‍‌‌ ​​‌‍‌‌​ ‌‌ ​‍‌‍‌‌‌ ​ ‌‍ ‌ ‌‌‌ ​‍‌‍​ ‌‍‌‌​‍‌‍‌ ​​‌‍​‌‌ ‌​‌‍‍​​ ‌‌ ​‍‌‍‌‌‌‍ ​‌‍​‌‌ ‌​‌‍‌‌‌‍‌​‌‌​‍‌‍‌‌‌ ​ ‌‍ ‌ ‌‌‌ ​‍‌‍​ ‌‍‌‌‌ ​ ​‍ ‍‌‍‍​‌‍‌‌‌‍​‌‌‍‌​‌‍‍‌‌‍ ‍‌‍‌ ​‍‌‍‌ ​​‌‍‌‌‌ ​‍‌ ​ ‌ ​​‌‍‌‌‌‍​ ‌ ‌​‌‍‍‌‌ ‌‍‌‍‌‌​ ‌‌ ​​‌ ‌‌‌‍​‍‌‍ ​‌‍‍‌‌ ​ ‌‍‍​‌‍‌‌‌‍‌​​‍​‍‌ ‌
View All